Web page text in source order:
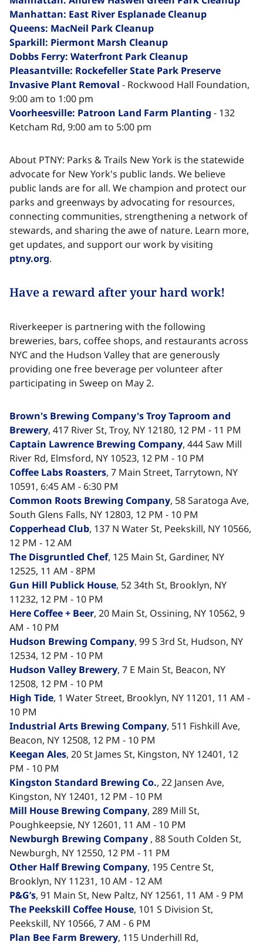
Manhattan: East River Esplanade Cleanup
Queens: MacNeil Park Cleanup
Sparkill: Piermont Marsh Cleanup
Dobbs Ferry: Waterfront Park Cleanup​​​​‌ ‍ ​‍​‍‌‍ ‌ ​‍‌‍‍‌‌‍‌ ‌‍‍‌‌‍ ‍​‍​‍​ ‍‍​‍​‍‌ ​ ‌‍​‌‌‍ ‍‌‍‍‌‌ ‌​‌ ‍‌​‍ ‍‌‍‍‌‌‍ ​‍​‍​‍ ​​‍​‍‌‍‍​‌ ​‍‌‍‌‌‌‍‌‍​‍​‍​ ‍‍​‍​‍‌‍‍​‌ ‌​‌ ‌​‌ ​​‌ ​ ​ ‍‍​‍ ​‍ ‌‍​ ‌‍ ‌‌ ​ ​‍ ‍‌‍ ‌‌‍​‌‌‍‍‌‌‍ ‍​‍ ‍​ ​‍​ ​​​ ​‍​ ‌​‌ ​‍‌‍‌‌‌‍‌​‌‍‌‌‌ ​ ‌‍‍‌‌‍‌ ‌‍ ‍​‍ ‍‌ ​‍‌‍‍‌‌ ‌‍‌‍‌‌‌ ​‍‌‍‍ ‌‍‌‌‌‍‌‌‌ ​​‌‍‌‌‌ ​‍​‍ ‍‌‍ ‌ ​‍‌‍‌ ​‍ ‌‍‍‌‌‍ ‍‌ ‌​‌‍‌‌‌‍ ‍‌ ‌​​‍ ‌‍‌‌‌‍‌​‌‍‍‌‌ ‌​​‍ ‌‍ ‌‌‍ ‌‍‌​‌‍‌‌​ ‌‌ ​​‌ ​‍‌‍‌‌‌ ​ ‌‍‌‌‌‍ ‍‌ ‌​‌‍​‌‌ ‌​‌‍‍‌‌‍ ‌‍ ‍​ ‍ ‌‍‍‌‌‍‌​​ ‌‌‍‌‍​ ‌ ​ ​‍​ ‌‍​ ​​​ ‍‌‌‍‌​​ ​‌​‍ ‌​ ‌​​ ‌‌​ ‌​​ ‍‌​‍ ‌​ ‌​​ ‍​​ ‌ ​ ​​​‍ ‌‌‍​‌​ ‌​‌‍‌‍​ ‍‌​‍ ‌​ ​ ​ ‌‌​ ​ ‌‍‌​​ ‌‌‌‍‌‌‌‍​‍​ ​‌​ ‌‌‌‍​ ‌‍‌​​ ‌‍​ ‍ ‌ ‌​‌ ‍‌‌ ​​‌‍‌‌​ ‌‌‍‌‌‌ ‌‍‌‍‌‌‌‍ ‍‌ ‌​​ ‍ ‌ ​​‌‍​‌‌ ‌​‌‍‍​​ ‌‌‍​ ‌‍ ‌‍ ‍‌ ‌​‌‍‌‌‌‍ ‍‌ ‌​​‍‌‌​ ‌‌‌​​‍‌‌ ‌‍‍ ‌‍‌‌‌ ‍‌​‍‌‌​ ​ ‌​‌​​‍‌‌​ ​ ‌​‌​​‍‌‌​ ​‍​ ​‍​ ‌‍‌‍‌‍​ ​‍‌‍​‍​ ‍​‌‍​‌​ ​​​ ‍‌​ ​​‌‍​‌​ ​ ‌‍​ ​‍‌‌​ ​‍​ ​‍​‍‌‌​ ‌‌‌​‌​​‍ ‍‌‍​ ‌‍‍​‌‍‍‌‌‍ ​‌‍‌​‌ ​‍‌‍‌‌‌‍ ‍​‍‌‌​ ‌‌‌​​‍‌‌ ‌‍‍ ‌‍‌‌‌ ‍‌​‍‌‌​ ​ ‌​‌​​‍‌‌​ ​ ‌​‌​​‍‌‌​ ​‍​ ​‍​ ‌‌‌‍‌‍​ ‍​​ ‍​‌‍‌‍‌‍​‍​ ‌​​ ​‌​ ‍‌​ ‌‍‌‍​‍​ ‍​​‍‌‌​ ​‍​ ​‍​‍‌‌​ ‌‌‌​‌​​‍ ‍‌ ‌​‌‍‌‌‌ ‍​‌ ‌​​ ‌‍​‍‌‍​‌‌ ​ ‌‍‌‌‌‌‌‌‌ ​‍‌‍ ​​ ‌‌‍‍​‌ ‌​‌ ‌​‌ ​​‌ ​ ​‍‌‌​ ​ ‌​​‌​‍‌‌​ ​‍‌​‌‍​‍‌‌​ ​‍‌​‌‍‌‍​ ‌‍ ‌‌ ​ ​‍ ‍‌‍ ‌‌‍​‌‌‍‍‌‌‍ ‍​‍ ‍​ ​‍​ ​​​ ​‍​ ‌​‌ ​‍‌‍‌‌‌‍‌​‌‍‌‌‌ ​ ‌‍‍‌‌‍‌ ‌‍ ‍​‍ ‍‌ ​‍‌‍‍‌‌ ‌‍‌‍‌‌‌ ​‍‌‍‍ ‌‍‌‌‌‍‌‌‌ ​​‌‍‌‌‌ ​‍​‍ ‍‌‍ ‌ ​‍‌‍‌ ​‍‌‍‌‍‍‌‌‍‌​​ ‌‌‍‌‍​ ‌ ​ ​‍​ ‌‍​ ​​​ ‍‌‌‍‌​​ ​‌​‍ ‌​ ‌​​ ‌‌​ ‌​​ ‍‌​‍ ‌​ ‌​​ ‍​​ ‌ ​ ​​​‍ ‌‌‍​‌​ ‌​‌‍‌‍​ ‍‌​‍ ‌​ ​ ​ ‌‌​ ​ ‌‍‌​​ ‌‌‌‍‌‌‌‍​‍​ ​‌​ ‌‌‌‍​ ‌‍‌​​ ‌‍​‍‌‍‌ ‌​‌ ‍‌‌ ​​‌‍‌‌​ ‌‌‍‌‌‌ ‌‍‌‍‌‌‌‍ ‍‌ ‌​​‍‌‍‌ ​​‌‍​‌‌ ‌​‌‍‍​​ ‌‌‍​ ‌‍ ‌‍ ‍‌ ‌​‌‍‌‌‌‍ ‍‌ ‌​​‍‌‌​ ‌‌‌​​‍‌‌ ‌‍‍ ‌‍‌‌‌ ‍‌​‍‌‌​ ​ ‌​‌​​‍‌‌​ ​ ‌​‌​​‍‌‌​ ​‍​ ​‍​ ‌‍‌‍‌‍​ ​‍‌‍​‍​ ‍​‌‍​‌​ ​​​ ‍‌​ ​​‌‍​‌​ ​ ‌‍​ ​‍‌‌​ ​‍​ ​‍​‍‌‌​ ‌‌‌​‌​​‍ ‍‌‍​ ‌‍‍​‌‍‍‌‌‍ ​‌‍‌​‌ ​‍‌‍‌‌‌‍ ‍​‍‌‌​ ‌‌‌​​‍‌‌ ‌‍‍ ‌‍‌‌‌ ‍‌​‍‌‌​ ​ ‌​‌​​‍‌‌​ ​ ‌​‌​​‍‌‌​ ​‍​ ​‍​ ‌‌‌‍‌‍​ ‍​​ ‍​‌‍‌‍‌‍​‍​ ‌​​ ​‌​ ‍‌​ ‌‍‌‍​‍​ ‍​​‍‌‌​ ​‍​ ​‍​‍‌‌​ ‌‌‌​‌​​‍ ‍‌ ‌​‌‍‌‌‌ ‍​‌ ‌​​‍‌‍‌ ​​‌‍‌‌‌ ​‍‌ ​ ‌ ​​‌‍‌‌‌‍​ ‌ ‌​‌‍‍‌‌ ‌‍‌‍‌‌​ ‌‌ ​​‌ ‌‌‌‍​‍‌‍ ​‌‍‍‌‌ ​ ‌‍‍​‌‍‌‌‌‍‌​​‍​‍‌ ‌
Pleasantville: Rockefeller State Park Preserve
Invasive Plant Removal - Rockwood Hall Foundation,
9:00 am to 1:00 pm
Voorheesville: Patroon Land Farm Planting - 132
Ketcham Rd, 9:00 am to 5:00 pm​​​​‌ ‍ ​‍​‍‌‍ ‌ ​‍‌‍‍‌‌‍‌ ‌‍‍‌‌‍ ‍​‍​‍​ ‍‍​‍​‍‌ ​ ‌‍​‌‌‍ ‍‌‍‍‌‌ ‌​‌ ‍‌​‍ ‍‌‍‍‌‌‍ ​‍​‍​‍ ​​‍​‍‌‍‍​‌ ​‍‌‍‌‌‌‍‌‍​‍​‍​ ‍‍​‍​‍‌‍‍​‌ ‌​‌ ‌​‌ ​​‌ ​ ​ ‍‍​‍ ​‍ ‌‍​ ‌‍ ‌‌ ​ ​‍ ‍‌‍ ‌‌‍​‌‌‍‍‌‌‍ ‍​‍ ‍​ ​‍​ ​​​ ​‍​ ‌​‌ ​‍‌‍‌‌‌‍‌​‌‍‌‌‌ ​ ‌‍‍‌‌‍‌ ‌‍ ‍​‍ ‍‌ ​‍‌‍‍‌‌ ‌‍‌‍‌‌‌ ​‍‌‍‍ ‌‍‌‌‌‍‌‌‌ ​​‌‍‌‌‌ ​‍​‍ ‍‌‍ ‌ ​‍‌‍‌ ​‍ ‌‍‍‌‌‍ ‍‌ ‌​‌‍‌‌‌‍ ‍‌ ‌​​‍ ‌‍‌‌‌‍‌​‌‍‍‌‌ ‌​​‍ ‌‍ ‌‌‍ ‌‍‌​‌‍‌‌​ ‌‌ ​​‌ ​‍‌‍‌‌‌ ​ ‌‍‌‌‌‍ ‍‌ ‌​‌‍​‌‌ ‌​‌‍‍‌‌‍ ‌‍ ‍​ ‍ ‌‍‍‌‌‍‌​​ ‌‌‍‌‍​ ‌ ​ ​‍​ ‌‍​ ​​​ ‍‌‌‍‌​​ ​‌​‍ ‌​ ‌​​ ‌‌​ ‌​​ ‍‌​‍ ‌​ ‌​​ ‍​​ ‌ ​ ​​​‍ ‌‌‍​‌​ ‌​‌‍‌‍​ ‍‌​‍ ‌​ ​ ​ ‌‌​ ​ ‌‍‌​​ ‌‌‌‍‌‌‌‍​‍​ ​‌​ ‌‌‌‍​ ‌‍‌​​ ‌‍​ ‍ ‌ ‌​‌ ‍‌‌ ​​‌‍‌‌​ ‌‌‍‌‌‌ ‌‍‌‍‌‌‌‍ ‍‌ ‌​​ ‍ ‌ ​​‌‍​‌‌ ‌​‌‍‍​​ ‌‌‍​ ‌‍ ‌‍ ‍‌ ‌​‌‍‌‌‌‍ ‍‌ ‌​​‍‌‌​ ‌‌‌​​‍‌‌ ‌‍‍ ‌‍‌‌‌ ‍‌​‍‌‌​ ​ ‌​‌​​‍‌‌​ ​ ‌​‌​​‍‌‌​ ​‍​ ​‍​ ‌‍‌‍‌‍​ ​‍‌‍​‍​ ‍​‌‍​‌​ ​​​ ‍‌​ ​​‌‍​‌​ ​ ‌‍​ ​‍‌‌​ ​‍​ ​‍​‍‌‌​ ‌‌‌​‌​​‍ ‍‌‍​ ‌‍‍​‌‍‍‌‌‍ ​‌‍‌​‌ ​‍‌‍‌‌‌‍ ‍​‍‌‌​ ‌‌‌​​‍‌‌ ‌‍‍ ‌‍‌‌‌ ‍‌​‍‌‌​ ​ ‌​‌​​‍‌‌​ ​ ‌​‌​​‍‌‌​ ​‍​ ​‍‌‍​‌‌‍​ ‌‍‌‍​ ​‍​ ‌‍​ ‍‌‌‍‌‌‌‍‌‌​ ​‍​ ‌ ‌‍‌‍​ ‌​​‍‌‌​ ​‍​ ​‍​‍‌‌​ ‌‌‌​‌​​‍ ‍‌ ‌​‌‍‌‌‌ ‍​‌ ‌​​ ‌‍​‍‌‍​‌‌ ​ ‌‍‌‌‌‌‌‌‌ ​‍‌‍ ​​ ‌‌‍‍​‌ ‌​‌ ‌​‌ ​​‌ ​ ​‍‌‌​ ​ ‌​​‌​‍‌‌​ ​‍‌​‌‍​‍‌‌​ ​‍‌​‌‍‌‍​ ‌‍ ‌‌ ​ ​‍ ‍‌‍ ‌‌‍​‌‌‍‍‌‌‍ ‍​‍ ‍​ ​‍​ ​​​ ​‍​ ‌​‌ ​‍‌‍‌‌‌‍‌​‌‍‌‌‌ ​ ‌‍‍‌‌‍‌ ‌‍ ‍​‍ ‍‌ ​‍‌‍‍‌‌ ‌‍‌‍‌‌‌ ​‍‌‍‍ ‌‍‌‌‌‍‌‌‌ ​​‌‍‌‌‌ ​‍​‍ ‍‌‍ ‌ ​‍‌‍‌ ​‍‌‍‌‍‍‌‌‍‌​​ ‌‌‍‌‍​ ‌ ​ ​‍​ ‌‍​ ​​​ ‍‌‌‍‌​​ ​‌​‍ ‌​ ‌​​ ‌‌​ ‌​​ ‍‌​‍ ‌​ ‌​​ ‍​​ ‌ ​ ​​​‍ ‌‌‍​‌​ ‌​‌‍‌‍​ ‍‌​‍ ‌​ ​ ​ ‌‌​ ​ ‌‍‌​​ ‌‌‌‍‌‌‌‍​‍​ ​‌​ ‌‌‌‍​ ‌‍‌​​ ‌‍​‍‌‍‌ ‌​‌ ‍‌‌ ​​‌‍‌‌​ ‌‌‍‌‌‌ ‌‍‌‍‌‌‌‍ ‍‌ ‌​​‍‌‍‌ ​​‌‍​‌‌ ‌​‌‍‍​​ ‌‌‍​ ‌‍ ‌‍ ‍‌ ‌​‌‍‌‌‌‍ ‍‌ ‌​​‍‌‌​ ‌‌‌​​‍‌‌ ‌‍‍ ‌‍‌‌‌ ‍‌​‍‌‌​ ​ ‌​‌​​‍‌‌​ ​ ‌​‌​​‍‌‌​ ​‍​ ​‍​ ‌‍‌‍‌‍​ ​‍‌‍​‍​ ‍​‌‍​‌​ ​​​ ‍‌​ ​​‌‍​‌​ ​ ‌‍​ ​‍‌‌​ ​‍​ ​‍​‍‌‌​ ‌‌‌​‌​​‍ ‍‌‍​ ‌‍‍​‌‍‍‌‌‍ ​‌‍‌​‌ ​‍‌‍‌‌‌‍ ‍​‍‌‌​ ‌‌‌​​‍‌‌ ‌‍‍ ‌‍‌‌‌ ‍‌​‍‌‌​ ​ ‌​‌​​‍‌‌​ ​ ‌​‌​​‍‌‌​ ​‍​ ​‍‌‍​‌‌‍​ ‌‍‌‍​ ​‍​ ‌‍​ ‍‌‌‍‌‌‌‍‌‌​ ​‍​ ‌ ‌‍‌‍​ ‌​​‍‌‌​ ​‍​ ​‍​‍‌‌​ ‌‌‌​‌​​‍ ‍‌ ‌​‌‍‌‌‌ ‍​‌ ‌​​‍‌‍‌ ​​‌‍‌‌‌ ​‍‌ ​ ‌ ​​‌‍‌‌‌‍​ ‌ ‌​‌‍‍‌‌ ‌‍‌‍‌‌​ ‌‌ ​​‌ ‌‌‌‍​‍‌‍ ​‌‍‍‌‌ ​ ‌‍‍​‌‍‌‌‌‍‌​​‍​‍‌ ‌
About PTNY: Parks & Trails New York is the statewide
advocate for New York's public lands. We believe
public lands are for all. We champion and protect our
parks and greenways by advocating for resources,
connecting communities, strengthening a network of
stewards, and sharing the awe of nature. Learn more,
get updates, and support our work by visiting
ptny.org​​​​‌ ‍ ​‍​‍‌‍ ‌ ​‍‌‍‍‌‌‍‌ ‌‍‍‌‌‍ ‍​‍​‍​ ‍‍​‍​‍‌ ​ ‌‍​‌‌‍ ‍‌‍‍‌‌ ‌​‌ ‍‌​‍ ‍‌‍‍‌‌‍ ​‍​‍​‍ ​​‍​‍‌‍‍​‌ ​‍‌‍‌‌‌‍‌‍​‍​‍​ ‍‍​‍​‍‌‍‍​‌ ‌​‌ ‌​‌ ​​‌ ​ ​ ‍‍​‍ ​‍ ‌‍​ ‌‍ ‌‌ ​ ​‍ ‍‌‍ ‌‌‍​‌‌‍‍‌‌‍ ‍​‍ ‍​ ​‍​ ​​​ ​‍​ ‌​‌ ​‍‌‍‌‌‌‍‌​‌‍‌‌‌ ​ ‌‍‍‌‌‍‌ ‌‍ ‍​‍ ‍‌ ​‍‌‍‍‌‌ ‌‍‌‍‌‌‌ ​‍‌‍‍ ‌‍‌‌‌‍‌‌‌ ​​‌‍‌‌‌ ​‍​‍ ‍‌‍ ‌ ​‍‌‍‌ ​‍ ‌‍‍‌‌‍ ‍‌ ‌​‌‍‌‌‌‍ ‍‌ ‌​​‍ ‌‍‌‌‌‍‌​‌‍‍‌‌ ‌​​‍ ‌‍ ‌‌‍ ‌‍‌​‌‍‌‌​ ‌‌ ​​‌ ​‍‌‍‌‌‌ ​ ‌‍‌‌‌‍ ‍‌ ‌​‌‍​‌‌ ‌​‌‍‍‌‌‍ ‌‍ ‍​ ‍ ‌‍‍‌‌‍‌​​ ‌‌‍‌‍​ ‌ ​ ​‍​ ‌‍​ ​​​ ‍‌‌‍‌​​ ​‌​‍ ‌​ ‌​​ ‌‌​ ‌​​ ‍‌​‍ ‌​ ‌​​ ‍​​ ‌ ​ ​​​‍ ‌‌‍​‌​ ‌​‌‍‌‍​ ‍‌​‍ ‌​ ​ ​ ‌‌​ ​ ‌‍‌​​ ‌‌‌‍‌‌‌‍​‍​ ​‌​ ‌‌‌‍​ ‌‍‌​​ ‌‍​ ‍ ‌ ‌​‌ ‍‌‌ ​​‌‍‌‌​ ‌‌‍‌‌‌ ‌‍‌‍‌‌‌‍ ‍‌ ‌​​ ‍ ‌ ​​‌‍​‌‌ ‌​‌‍‍​​ ‌‌‍​ ‌‍ ‌‍ ‍‌ ‌​‌‍‌‌‌‍ ‍‌ ‌​​‍‌‌​ ‌‌‌​​‍‌‌ ‌‍‍ ‌‍‌‌‌ ‍‌​‍‌‌​ ​ ‌​‌​​‍‌‌​ ​ ‌​‌​​‍‌‌​ ​‍​ ​‍​ ‌​​ ‍​‌‍​ ‌‍​‌​ ‍‌‌‍​‍‌‍‌‍​ ‌ ​ ‌ ‌‍​ ​ ​‍‌‍​ ​‍‌‌​ ​‍​ ​‍​‍‌‌​ ‌‌‌​‌​​‍ ‍‌‍​ ‌‍‍​‌‍‍‌‌‍ ​‌‍‌​‌ ​‍‌‍‌‌‌‍ ‍​‍‌‌​ ‌‌‌​​‍‌‌ ‌‍‍ ‌‍‌‌‌ ‍‌​‍‌‌​ ​ ‌​‌​​‍‌‌​ ​ ‌​‌​​‍‌‌​ ​‍​ ​‍​ ‌​​ ​‌‌‍‌‍​ ‍‌​ ​ ‌‍​‌​ ‌ ‌‍‌​‌‍​ ​ ‌‌‌‍‌​​ ‍​​‍‌‌​ ​‍​ ​‍​‍‌‌​ ‌‌‌​‌​​‍ ‍‌ ‌​‌‍‌‌‌ ‍​‌ ‌​​ ‌‍​‍‌‍​‌‌ ​ ‌‍‌‌‌‌‌‌‌ ​‍‌‍ ​​ ‌‌‍‍​‌ ‌​‌ ‌​‌ ​​‌ ​ ​‍‌‌​ ​ ‌​​‌​‍‌‌​ ​‍‌​‌‍​‍‌‌​ ​‍‌​‌‍‌‍​ ‌‍ ‌‌ ​ ​‍ ‍‌‍ ‌‌‍​‌‌‍‍‌‌‍ ‍​‍ ‍​ ​‍​ ​​​ ​‍​ ‌​‌ ​‍‌‍‌‌‌‍‌​‌‍‌‌‌ ​ ‌‍‍‌‌‍‌ ‌‍ ‍​‍ ‍‌ ​‍‌‍‍‌‌ ‌‍‌‍‌‌‌ ​‍‌‍‍ ‌‍‌‌‌‍‌‌‌ ​​‌‍‌‌‌ ​‍​‍ ‍‌‍ ‌ ​‍‌‍‌ ​‍‌‍‌‍‍‌‌‍‌​​ ‌‌‍‌‍​ ‌ ​ ​‍​ ‌‍​ ​​​ ‍‌‌‍‌​​ ​‌​‍ ‌​ ‌​​ ‌‌​ ‌​​ ‍‌​‍ ‌​ ‌​​ ‍​​ ‌ ​ ​​​‍ ‌‌‍​‌​ ‌​‌‍‌‍​ ‍‌​‍ ‌​ ​ ​ ‌‌​ ​ ‌‍‌​​ ‌‌‌‍‌‌‌‍​‍​ ​‌​ ‌‌‌‍​ ‌‍‌​​ ‌‍​‍‌‍‌ ‌​‌ ‍‌‌ ​​‌‍‌‌​ ‌‌‍‌‌‌ ‌‍‌‍‌‌‌‍ ‍‌ ‌​​‍‌‍‌ ​​‌‍​‌‌ ‌​‌‍‍​​ ‌‌‍​ ‌‍ ‌‍ ‍‌ ‌​‌‍‌‌‌‍ ‍‌ ‌​​‍‌‌​ ‌‌‌​​‍‌‌ ‌‍‍ ‌‍‌‌‌ ‍‌​‍‌‌​ ​ ‌​‌​​‍‌‌​ ​ ‌​‌​​‍‌‌​ ​‍​ ​‍​ ‌​​ ‍​‌‍​ ‌‍​‌​ ‍‌‌‍​‍‌‍‌‍​ ‌ ​ ‌ ‌‍​ ​ ​‍‌‍​ ​‍‌‌​ ​‍​ ​‍​‍‌‌​ ‌‌‌​‌​​‍ ‍‌‍​ ‌‍‍​‌‍‍‌‌‍ ​‌‍‌​‌ ​‍‌‍‌‌‌‍ ‍​‍‌‌​ ‌‌‌​​‍‌‌ ‌‍‍ ‌‍‌‌‌ ‍‌​‍‌‌​ ​ ‌​‌​​‍‌‌​ ​ ‌​‌​​‍‌‌​ ​‍​ ​‍​ ‌​​ ​‌‌‍‌‍​ ‍‌​ ​ ‌‍​‌​ ‌ ‌‍‌​‌‍​ ​ ‌‌‌‍‌​​ ‍​​‍‌‌​ ​‍​ ​‍​‍‌‌​ ‌‌‌​‌​​‍ ‍‌ ‌​‌‍‌‌‌ ‍​‌ ‌​​‍‌‍‌ ​​‌‍‌‌‌ ​‍‌ ​ ‌ ​​‌‍‌‌‌‍​ ‌ ‌​‌‍‍‌‌ ‌‍‌‍‌‌​ ‌‌ ​​‌ ‌‌‌‍​‍‌‍ ​‌‍‍‌‌ ​ ‌‍‍​‌‍‌‌‌‍‌​​‍​‍‌ ‌.​​​​‌ ‍ ​‍​‍‌‍ ‌ ​‍‌‍‍‌‌‍‌ ‌‍‍‌‌‍ ‍​‍​‍​ ‍‍​‍​‍‌ ​ ‌‍​‌‌‍ ‍‌‍‍‌‌ ‌​‌ ‍‌​‍ ‍‌‍‍‌‌‍ ​‍​‍​‍ ​​‍​‍‌‍‍​‌ ​‍‌‍‌‌‌‍‌‍​‍​‍​ ‍‍​‍​‍‌‍‍​‌ ‌​‌ ‌​‌ ​​‌ ​ ​ ‍‍​‍ ​‍ ‌‍​ ‌‍ ‌‌ ​ ​‍ ‍‌‍ ‌‌‍​‌‌‍‍‌‌‍ ‍​‍ ‍​ ​‍​ ​​​ ​‍​ ‌​‌ ​‍‌‍‌‌‌‍‌​‌‍‌‌‌ ​ ‌‍‍‌‌‍‌ ‌‍ ‍​‍ ‍‌ ​‍‌‍‍‌‌ ‌‍‌‍‌‌‌ ​‍‌‍‍ ‌‍‌‌‌‍‌‌‌ ​​‌‍‌‌‌ ​‍​‍ ‍‌‍ ‌ ​‍‌‍‌ ​‍ ‌‍‍‌‌‍ ‍‌ ‌​‌‍‌‌‌‍ ‍‌ ‌​​‍ ‌‍‌‌‌‍‌​‌‍‍‌‌ ‌​​‍ ‌‍ ‌‌‍ ‌‍‌​‌‍‌‌​ ‌‌ ​​‌ ​‍‌‍‌‌‌ ​ ‌‍‌‌‌‍ ‍‌ ‌​‌‍​‌‌ ‌​‌‍‍‌‌‍ ‌‍ ‍​ ‍ ‌‍‍‌‌‍‌​​ ‌‌‍‌‍​ ‌ ​ ​‍​ ‌‍​ ​​​ ‍‌‌‍‌​​ ​‌​‍ ‌​ ‌​​ ‌‌​ ‌​​ ‍‌​‍ ‌​ ‌​​ ‍​​ ‌ ​ ​​​‍ ‌‌‍​‌​ ‌​‌‍‌‍​ ‍‌​‍ ‌​ ​ ​ ‌‌​ ​ ‌‍‌​​ ‌‌‌‍‌‌‌‍​‍​ ​‌​ ‌‌‌‍​ ‌‍‌​​ ‌‍​ ‍ ‌ ‌​‌ ‍‌‌ ​​‌‍‌‌​ ‌‌‍‌‌‌ ‌‍‌‍‌‌‌‍ ‍‌ ‌​​ ‍ ‌ ​​‌‍​‌‌ ‌​‌‍‍​​ ‌‌‍​ ‌‍ ‌‍ ‍‌ ‌​‌‍‌‌‌‍ ‍‌ ‌​​‍‌‌​ ‌‌‌​​‍‌‌ ‌‍‍ ‌‍‌‌‌ ‍‌​‍‌‌​ ​ ‌​‌​​‍‌‌​ ​ ‌​‌​​‍‌‌​ ​‍​ ​‍​ ‌​​ ‍​‌‍​ ‌‍​‌​ ‍‌‌‍​‍‌‍‌‍​ ‌ ​ ‌ ‌‍​ ​ ​‍‌‍​ ​‍‌‌​ ​‍​ ​‍​‍‌‌​ ‌‌‌​‌​​‍ ‍‌‍​ ‌‍‍​‌‍‍‌‌‍ ​‌‍‌​‌ ​‍‌‍‌‌‌‍ ‍​‍‌‌​ ‌‌‌​​‍‌‌ ‌‍‍ ‌‍‌‌‌ ‍‌​‍‌‌​ ​ ‌​‌​​‍‌‌​ ​ ‌​‌​​‍‌‌​ ​‍​ ​‍​ ‌‌​ ​‌‌‍​‍‌‍‌‍​ ​‌​ ‌‌‌‍‌​‌‍‌​​ ‌‌​ ‍‌​ ​‌​ ​ ​‍‌‌​ ​‍​ ​‍​‍‌‌​ ‌‌‌​‌​​‍ ‍‌ ‌​‌‍‌‌‌ ‍​‌ ‌​​ ‌‍​‍‌‍​‌‌ ​ ‌‍‌‌‌‌‌‌‌ ​‍‌‍ ​​ ‌‌‍‍​‌ ‌​‌ ‌​‌ ​​‌ ​ ​‍‌‌​ ​ ‌​​‌​‍‌‌​ ​‍‌​‌‍​‍‌‌​ ​‍‌​‌‍‌‍​ ‌‍ ‌‌ ​ ​‍ ‍‌‍ ‌‌‍​‌‌‍‍‌‌‍ ‍​‍ ‍​ ​‍​ ​​​ ​‍​ ‌​‌ ​‍‌‍‌‌‌‍‌​‌‍‌‌‌ ​ ‌‍‍‌‌‍‌ ‌‍ ‍​‍ ‍‌ ​‍‌‍‍‌‌ ‌‍‌‍‌‌‌ ​‍‌‍‍ ‌‍‌‌‌‍‌‌‌ ​​‌‍‌‌‌ ​‍​‍ ‍‌‍ ‌ ​‍‌‍‌ ​‍‌‍‌‍‍‌‌‍‌​​ ‌‌‍‌‍​ ‌ ​ ​‍​ ‌‍​ ​​​ ‍‌‌‍‌​​ ​‌​‍ ‌​ ‌​​ ‌‌​ ‌​​ ‍‌​‍ ‌​ ‌​​ ‍​​ ‌ ​ ​​​‍ ‌‌‍​‌​ ‌​‌‍‌‍​ ‍‌​‍ ‌​ ​ ​ ‌‌​ ​ ‌‍‌​​ ‌‌‌‍‌‌‌‍​‍​ ​‌​ ‌‌‌‍​ ‌‍‌​​ ‌‍​‍‌‍‌ ‌​‌ ‍‌‌ ​​‌‍‌‌​ ‌‌‍‌‌‌ ‌‍‌‍‌‌‌‍ ‍‌ ‌​​‍‌‍‌ ​​‌‍​‌‌ ‌​‌‍‍​​ ‌‌‍​ ‌‍ ‌‍ ‍‌ ‌​‌‍‌‌‌‍ ‍‌ ‌​​‍‌‌​ ‌‌‌​​‍‌‌ ‌‍‍ ‌‍‌‌‌ ‍‌​‍‌‌​ ​ ‌​‌​​‍‌‌​ ​ ‌​‌​​‍‌‌​ ​‍​ ​‍​ ‌​​ ‍​‌‍​ ‌‍​‌​ ‍‌‌‍​‍‌‍‌‍​ ‌ ​ ‌ ‌‍​ ​ ​‍‌‍​ ​‍‌‌​ ​‍​ ​‍​‍‌‌​ ‌‌‌​‌​​‍ ‍‌‍​ ‌‍‍​‌‍‍‌‌‍ ​‌‍‌​‌ ​‍‌‍‌‌‌‍ ‍​‍‌‌​ ‌‌‌​​‍‌‌ ‌‍‍ ‌‍‌‌‌ ‍‌​‍‌‌​ ​ ‌​‌​​‍‌‌​ ​ ‌​‌​​‍‌‌​ ​‍​ ​‍​ ‌‌​ ​‌‌‍​‍‌‍‌‍​ ​‌​ ‌‌‌‍‌​‌‍‌​​ ‌‌​ ‍‌​ ​‌​ ​ ​‍‌‌​ ​‍​ ​‍​‍‌‌​ ‌‌‌​‌​​‍ ‍‌ ‌​‌‍‌‌‌ ‍​‌ ‌​​‍‌‍‌ ​​‌‍‌‌‌ ​‍‌ ​ ‌ ​​‌‍‌‌‌‍​ ‌ ‌​‌‍‍‌‌ ‌‍‌‍‌‌​ ‌‌ ​​‌ ‌‌‌‍​‍‌‍ ​‌‍‍‌‌ ​ ‌‍‍​‌‍‌‌‌‍‌​​‍​‍‌ ‌
Have a reward after your hard work!​​​​‌ ‍ ​‍​‍‌‍ ‌ ​‍‌‍‍‌‌‍‌ ‌‍‍‌‌‍ ‍​‍​‍​ ‍‍​‍​‍‌ ​ ‌‍​‌‌‍ ‍‌‍‍‌‌ ‌​‌ ‍‌​‍ ‍‌‍‍‌‌‍ ​‍​‍​‍ ​​‍​‍‌‍‍​‌ ​‍‌‍‌‌‌‍‌‍​‍​‍​ ‍‍​‍​‍‌‍‍​‌ ‌​‌ ‌​‌ ​​‌ ​ ​ ‍‍​‍ ​‍ ‌‍​ ‌‍ ‌‌ ​ ​‍ ‍‌‍ ‌‌‍​‌‌‍‍‌‌‍ ‍​‍ ‍​ ​‍​ ​​​ ​‍​ ‌​‌ ​‍‌‍‌‌‌‍‌​‌‍‌‌‌ ​ ‌‍‍‌‌‍‌ ‌‍ ‍​‍ ‍‌ ​‍‌‍‍‌‌ ‌‍‌‍‌‌‌ ​‍‌‍‍ ‌‍‌‌‌‍‌‌‌ ​​‌‍‌‌‌ ​‍​‍ ‍‌‍ ‌ ​‍‌‍‌ ​‍ ‌‍‍‌‌‍ ‍‌ ‌​‌‍‌‌‌‍ ‍‌ ‌​​‍ ‌‍‌‌‌‍‌​‌‍‍‌‌ ‌​​‍ ‌‍ ‌‌‍ ‌‍‌​‌‍‌‌​ ‌‌ ​​‌ ​‍‌‍‌‌‌ ​ ‌‍‌‌‌‍ ‍‌ ‌​‌‍​‌‌ ‌​‌‍‍‌‌‍ ‌‍ ‍​ ‍ ‌‍‍‌‌‍‌​​ ‌‌‍‌‍​ ‌ ​ ​‍​ ‌‍​ ​​​ ‍‌‌‍‌​​ ​‌​‍ ‌​ ‌​​ ‌‌​ ‌​​ ‍‌​‍ ‌​ ‌​​ ‍​​ ‌ ​ ​​​‍ ‌‌‍​‌​ ‌​‌‍‌‍​ ‍‌​‍ ‌​ ​ ​ ‌‌​ ​ ‌‍‌​​ ‌‌‌‍‌‌‌‍​‍​ ​‌​ ‌‌‌‍​ ‌‍‌​​ ‌‍​ ‍ ‌ ‌​‌ ‍‌‌ ​​‌‍‌‌​ ‌‌‍‌‌‌ ‌‍‌‍‌‌‌‍ ‍‌ ‌​​ ‍ ‌ ​​‌‍​‌‌ ‌​‌‍‍​​ ‌‌‍​ ‌‍ ‌‍ ‍‌ ‌​‌‍‌‌‌‍ ‍‌ ‌​​‍‌‌​ ‌‌‌​​‍‌‌ ‌‍‍ ‌‍‌‌‌ ‍‌​‍‌‌​ ​ ‌​‌​​‍‌‌​ ​ ‌​‌​​‍‌‌​ ​‍​ ​‍​ ‌ ​ ‍​‌‍​‌‌‍‌‌‌‍​‌​ ‍​​ ​‍‌‍​‌‌‍‌‍​ ​‍‌‍‌‌​ ‌‍​‍‌‌​ ​‍​ ​‍​‍‌‌​ ‌‌‌​‌​​‍ ‍‌‍​ ‌‍‍​‌‍‍‌‌‍ ​‌‍‌​‌ ​‍‌‍‌‌‌‍ ‍​‍‌‌​ ‌‌‌​​‍‌‌ ‌‍‍ ‌‍‌‌‌ ‍‌​‍‌‌​ ​ ‌​‌​​‍‌‌​ ​ ‌​‌​​‍‌‌​ ​‍​ ​‍​ ‍‌​ ​ ​ ​‍​ ‌‌‌‍‌‌​ ​‌‌‍​‍‌‍​ ‌‍‌‍‌‍‌‍‌‍​ ​ ​‌​‍‌‌​ ​‍​ ​‍​‍‌‌​ ‌‌‌​‌​​‍ ‍‌ ‌​‌‍‌‌‌ ‍​‌ ‌​​ ‌‍​‍‌‍​‌‌ ​ ‌‍‌‌‌‌‌‌‌ ​‍‌‍ ​​ ‌‌‍‍​‌ ‌​‌ ‌​‌ ​​‌ ​ ​‍‌‌​ ​ ‌​​‌​‍‌‌​ ​‍‌​‌‍​‍‌‌​ ​‍‌​‌‍‌‍​ ‌‍ ‌‌ ​ ​‍ ‍‌‍ ‌‌‍​‌‌‍‍‌‌‍ ‍​‍ ‍​ ​‍​ ​​​ ​‍​ ‌​‌ ​‍‌‍‌‌‌‍‌​‌‍‌‌‌ ​ ‌‍‍‌‌‍‌ ‌‍ ‍​‍ ‍‌ ​‍‌‍‍‌‌ ‌‍‌‍‌‌‌ ​‍‌‍‍ ‌‍‌‌‌‍‌‌‌ ​​‌‍‌‌‌ ​‍​‍ ‍‌‍ ‌ ​‍‌‍‌ ​‍‌‍‌‍‍‌‌‍‌​​ ‌‌‍‌‍​ ‌ ​ ​‍​ ‌‍​ ​​​ ‍‌‌‍‌​​ ​‌​‍ ‌​ ‌​​ ‌‌​ ‌​​ ‍‌​‍ ‌​ ‌​​ ‍​​ ‌ ​ ​​​‍ ‌‌‍​‌​ ‌​‌‍‌‍​ ‍‌​‍ ‌​ ​ ​ ‌‌​ ​ ‌‍‌​​ ‌‌‌‍‌‌‌‍​‍​ ​‌​ ‌‌‌‍​ ‌‍‌​​ ‌‍​‍‌‍‌ ‌​‌ ‍‌‌ ​​‌‍‌‌​ ‌‌‍‌‌‌ ‌‍‌‍‌‌‌‍ ‍‌ ‌​​‍‌‍‌ ​​‌‍​‌‌ ‌​‌‍‍​​ ‌‌‍​ ‌‍ ‌‍ ‍‌ ‌​‌‍‌‌‌‍ ‍‌ ‌​​‍‌‌​ ‌‌‌​​‍‌‌ ‌‍‍ ‌‍‌‌‌ ‍‌​‍‌‌​ ​ ‌​‌​​‍‌‌​ ​ ‌​‌​​‍‌‌​ ​‍​ ​‍​ ‌ ​ ‍​‌‍​‌‌‍‌‌‌‍​‌​ ‍​​ ​‍‌‍​‌‌‍‌‍​ ​‍‌‍‌‌​ ‌‍​‍‌‌​ ​‍​ ​‍​‍‌‌​ ‌‌‌​‌​​‍ ‍‌‍​ ‌‍‍​‌‍‍‌‌‍ ​‌‍‌​‌ ​‍‌‍‌‌‌‍ ‍​‍‌‌​ ‌‌‌​​‍‌‌ ‌‍‍ ‌‍‌‌‌ ‍‌​‍‌‌​ ​ ‌​‌​​‍‌‌​ ​ ‌​‌​​‍‌‌​ ​‍​ ​‍​ ‍‌​ ​ ​ ​‍​ ‌‌‌‍‌‌​ ​‌‌‍​‍‌‍​ ‌‍‌‍‌‍‌‍‌‍​ ​ ​‌​‍‌‌​ ​‍​ ​‍​‍‌‌​ ‌‌‌​‌​​‍ ‍‌ ‌​‌‍‌‌‌ ‍​‌ ‌​​‍‌‍‌ ​​‌‍‌‌‌ ​‍‌ ​ ‌ ​​‌‍‌‌‌‍​ ‌ ‌​‌‍‍‌‌ ‌‍‌‍‌‌​ ‌‌ ​​‌ ‌‌‌‍​‍‌‍ ​‌‍‍‌‌ ​ ‌‍‍​‌‍‌‌‌‍‌​​‍​‍‌ ‌
Riverkeeper is partnering with the following
breweries, bars, coffee shops, and restaurants across
NYC and the Hudson Valley that are generously
providing one free beverage per volunteer after
participating in Sweep on May 2.​​​​‌ ‍ ​‍​‍‌‍ ‌ ​‍‌‍‍‌‌‍‌ ‌‍‍‌‌‍ ‍​‍​‍​ ‍‍​‍​‍‌ ​ ‌‍​‌‌‍ ‍‌‍‍‌‌ ‌​‌ ‍‌​‍ ‍‌‍‍‌‌‍ ​‍​‍​‍ ​​‍​‍‌‍‍​‌ ​‍‌‍‌‌‌‍‌‍​‍​‍​ ‍‍​‍​‍‌‍‍​‌ ‌​‌ ‌​‌ ​​‌ ​ ​ ‍‍​‍ ​‍ ‌‍​ ‌‍ ‌‌ ​ ​‍ ‍‌‍ ‌‌‍​‌‌‍‍‌‌‍ ‍​‍ ‍​ ​‍​ ​​​ ​‍​ ‌​‌ ​‍‌‍‌‌‌‍‌​‌‍‌‌‌ ​ ‌‍‍‌‌‍‌ ‌‍ ‍​‍ ‍‌ ​‍‌‍‍‌‌ ‌‍‌‍‌‌‌ ​‍‌‍‍ ‌‍‌‌‌‍‌‌‌ ​​‌‍‌‌‌ ​‍​‍ ‍‌‍ ‌ ​‍‌‍‌ ​‍ ‌‍‍‌‌‍ ‍‌ ‌​‌‍‌‌‌‍ ‍‌ ‌​​‍ ‌‍‌‌‌‍‌​‌‍‍‌‌ ‌​​‍ ‌‍ ‌‌‍ ‌‍‌​‌‍‌‌​ ‌‌ ​​‌ ​‍‌‍‌‌‌ ​ ‌‍‌‌‌‍ ‍‌ ‌​‌‍​‌‌ ‌​‌‍‍‌‌‍ ‌‍ ‍​ ‍ ‌‍‍‌‌‍‌​​ ‌‌‍‌‍​ ‌ ​ ​‍​ ‌‍​ ​​​ ‍‌‌‍‌​​ ​‌​‍ ‌​ ‌​​ ‌‌​ ‌​​ ‍‌​‍ ‌​ ‌​​ ‍​​ ‌ ​ ​​​‍ ‌‌‍​‌​ ‌​‌‍‌‍​ ‍‌​‍ ‌​ ​ ​ ‌‌​ ​ ‌‍‌​​ ‌‌‌‍‌‌‌‍​‍​ ​‌​ ‌‌‌‍​ ‌‍‌​​ ‌‍​ ‍ ‌ ‌​‌ ‍‌‌ ​​‌‍‌‌​ ‌‌‍‌‌‌ ‌‍‌‍‌‌‌‍ ‍‌ ‌​​ ‍ ‌ ​​‌‍​‌‌ ‌​‌‍‍​​ ‌‌‍​ ‌‍ ‌‍ ‍‌ ‌​‌‍‌‌‌‍ ‍‌ ‌​​‍‌‌​ ‌‌‌​​‍‌‌ ‌‍‍ ‌‍‌‌‌ ‍‌​‍‌‌​ ​ ‌​‌​​‍‌‌​ ​ ‌​‌​​‍‌‌​ ​‍​ ​‍​ ‌‍‌‍‌‍​ ‍‌​ ‌ ‌‍‌‍​ ‌‌​ ‌​​ ‌‌‌‍​‍​ ​‌​ ​‌​ ‍​​‍‌‌​ ​‍​ ​‍​‍‌‌​ ‌‌‌​‌​​‍ ‍‌‍​ ‌‍‍​‌‍‍‌‌‍ ​‌‍‌​‌ ​‍‌‍‌‌‌‍ ‍​‍‌‌​ ‌‌‌​​‍‌‌ ‌‍‍ ‌‍‌‌‌ ‍‌​‍‌‌​ ​ ‌​‌​​‍‌‌​ ​ ‌​‌​​‍‌‌​ ​‍​ ​‍​ ‍​​ ‌‌​ ‌​​ ​‍‌‍​ ​ ‌‍‌‍​ ​ ‌‌‌‍‌‍‌‍​‌‌‍‌‍​ ‌​​‍‌‌​ ​‍​ ​‍​‍‌‌​ ‌‌‌​‌​​‍ ‍‌ ‌​‌‍‌‌‌ ‍​‌ ‌​​ ‌‍​‍‌‍​‌‌ ​ ‌‍‌‌‌‌‌‌‌ ​‍‌‍ ​​ ‌‌‍‍​‌ ‌​‌ ‌​‌ ​​‌ ​ ​‍‌‌​ ​ ‌​​‌​‍‌‌​ ​‍‌​‌‍​‍‌‌​ ​‍‌​‌‍‌‍​ ‌‍ ‌‌ ​ ​‍ ‍‌‍ ‌‌‍​‌‌‍‍‌‌‍ ‍​‍ ‍​ ​‍​ ​​​ ​‍​ ‌​‌ ​‍‌‍‌‌‌‍‌​‌‍‌‌‌ ​ ‌‍‍‌‌‍‌ ‌‍ ‍​‍ ‍‌ ​‍‌‍‍‌‌ ‌‍‌‍‌‌‌ ​‍‌‍‍ ‌‍‌‌‌‍‌‌‌ ​​‌‍‌‌‌ ​‍​‍ ‍‌‍ ‌ ​‍‌‍‌ ​‍‌‍‌‍‍‌‌‍‌​​ ‌‌‍‌‍​ ‌ ​ ​‍​ ‌‍​ ​​​ ‍‌‌‍‌​​ ​‌​‍ ‌​ ‌​​ ‌‌​ ‌​​ ‍‌​‍ ‌​ ‌​​ ‍​​ ‌ ​ ​​​‍ ‌‌‍​‌​ ‌​‌‍‌‍​ ‍‌​‍ ‌​ ​ ​ ‌‌​ ​ ‌‍‌​​ ‌‌‌‍‌‌‌‍​‍​ ​‌​ ‌‌‌‍​ ‌‍‌​​ ‌‍​‍‌‍‌ ‌​‌ ‍‌‌ ​​‌‍‌‌​ ‌‌‍‌‌‌ ‌‍‌‍‌‌‌‍ ‍‌ ‌​​‍‌‍‌ ​​‌‍​‌‌ ‌​‌‍‍​​ ‌‌‍​ ‌‍ ‌‍ ‍‌ ‌​‌‍‌‌‌‍ ‍‌ ‌​​‍‌‌​ ‌‌‌​​‍‌‌ ‌‍‍ ‌‍‌‌‌ ‍‌​‍‌‌​ ​ ‌​‌​​‍‌‌​ ​ ‌​‌​​‍‌‌​ ​‍​ ​‍​ ‌‍‌‍‌‍​ ‍‌​ ‌ ‌‍‌‍​ ‌‌​ ‌​​ ‌‌‌‍​‍​ ​‌​ ​‌​ ‍​​‍‌‌​ ​‍​ ​‍​‍‌‌​ ‌‌‌​‌​​‍ ‍‌‍​ ‌‍‍​‌‍‍‌‌‍ ​‌‍‌​‌ ​‍‌‍‌‌‌‍ ‍​‍‌‌​ ‌‌‌​​‍‌‌ ‌‍‍ ‌‍‌‌‌ ‍‌​‍‌‌​ ​ ‌​‌​​‍‌‌​ ​ ‌​‌​​‍‌‌​ ​‍​ ​‍​ ‍​​ ‌‌​ ‌​​ ​‍‌‍​ ​ ‌‍‌‍​ ​ ‌‌‌‍‌‍‌‍​‌‌‍‌‍​ ‌​​‍‌‌​ ​‍​ ​‍​‍‌‌​ ‌‌‌​‌​​‍ ‍‌ ‌​‌‍‌‌‌ ‍​‌ ‌​​‍‌‍‌ ​​‌‍‌‌‌ ​‍‌ ​ ‌ ​​‌‍‌‌‌‍​ ‌ ‌​‌‍‍‌‌ ‌‍‌‍‌‌​ ‌‌ ​​‌ ‌‌‌‍​‍‌‍ ​‌‍‍‌‌ ​ ‌‍‍​‌‍‌‌‌‍‌​​‍​‍‌ ‌
Brown's Brewing Company's Troy Taproom and
Brewery​​​​‌ ‍ ​‍​‍‌‍ ‌ ​‍‌‍‍‌‌‍‌ ‌‍‍‌‌‍ ‍​‍​‍​ ‍‍​‍​‍‌ ​ ‌‍​‌‌‍ ‍‌‍‍‌‌ ‌​‌ ‍‌​‍ ‍‌‍‍‌‌‍ ​‍​‍​‍ ​​‍​‍‌‍‍​‌ ​‍‌‍‌‌‌‍‌‍​‍​‍​ ‍‍​‍​‍‌‍‍​‌ ‌​‌ ‌​‌ ​​‌ ​ ​ ‍‍​‍ ​‍ ‌‍​ ‌‍ ‌‌ ​ ​‍ ‍‌‍ ‌‌‍​‌‌‍‍‌‌‍ ‍​‍ ‍​ ​‍​ ​​​ ​‍​ ‌​‌ ​‍‌‍‌‌‌‍‌​‌‍‌‌‌ ​ ‌‍‍‌‌‍‌ ‌‍ ‍​‍ ‍‌ ​‍‌‍‍‌‌ ‌‍‌‍‌‌‌ ​‍‌‍‍ ‌‍‌‌‌‍‌‌‌ ​​‌‍‌‌‌ ​‍​‍ ‍‌‍ ‌ ​‍‌‍‌ ​‍ ‌‍‍‌‌‍ ‍‌ ‌​‌‍‌‌‌‍ ‍‌ ‌​​‍ ‌‍‌‌‌‍‌​‌‍‍‌‌ ‌​​‍ ‌‍ ‌‌‍ ‌‍‌​‌‍‌‌​ ‌‌ ​​‌ ​‍‌‍‌‌‌ ​ ‌‍‌‌‌‍ ‍‌ ‌​‌‍​‌‌ ‌​‌‍‍‌‌‍ ‌‍ ‍​ ‍ ‌‍‍‌‌‍‌​​ ‌‌‍‌‍​ ‌ ​ ​‍​ ‌‍​ ​​​ ‍‌‌‍‌​​ ​‌​‍ ‌​ ‌​​ ‌‌​ ‌​​ ‍‌​‍ ‌​ ‌​​ ‍​​ ‌ ​ ​​​‍ ‌‌‍​‌​ ‌​‌‍‌‍​ ‍‌​‍ ‌​ ​ ​ ‌‌​ ​ ‌‍‌​​ ‌‌‌‍‌‌‌‍​‍​ ​‌​ ‌‌‌‍​ ‌‍‌​​ ‌‍​ ‍ ‌ ‌​‌ ‍‌‌ ​​‌‍‌‌​ ‌‌‍‌‌‌ ‌‍‌‍‌‌‌‍ ‍‌ ‌​​ ‍ ‌ ​​‌‍​‌‌ ‌​‌‍‍​​ ‌‌‍​ ‌‍ ‌‍ ‍‌ ‌​‌‍‌‌‌‍ ‍‌ ‌​​‍‌‌​ ‌‌‌​​‍‌‌ ‌‍‍ ‌‍‌‌‌ ‍‌​‍‌‌​ ​ ‌​‌​​‍‌‌​ ​ ‌​‌​​‍‌‌​ ​‍​ ​‍‌‍‌‍​ ‌‍‌‍‌‍​ ‌‌‌‍‌​‌‍​ ‌‍​‌​ ​‌‌‍​ ‌‍‌‌​ ​‍​ ​ ​‍‌‌​ ​‍​ ​‍​‍‌‌​ ‌‌‌​‌​​‍ ‍‌‍​ ‌‍‍​‌‍‍‌‌‍ ​‌‍‌​‌ ​‍‌‍‌‌‌‍ ‍​‍‌‌​ ‌‌‌​​‍‌‌ ‌‍‍ ‌‍‌‌‌ ‍‌​‍‌‌​ ​ ‌​‌​​‍‌‌​ ​ ‌​‌​​‍‌‌​ ​‍​ ​‍‌‍​ ​ ‌ ‌‍‌‌​ ​‌‌‍​‍‌‍‌‍​ ‌‍‌‍​ ‌‍‌​​ ‍‌​ ‌‌​ ‌ ​‍‌‌​ ​‍​ ​‍​‍‌‌​ ‌‌‌​‌​​‍ ‍‌ ‌​‌‍‌‌‌ ‍​‌ ‌​​ ‌‍​‍‌‍​‌‌ ​ ‌‍‌‌‌‌‌‌‌ ​‍‌‍ ​​ ‌‌‍‍​‌ ‌​‌ ‌​‌ ​​‌ ​ ​‍‌‌​ ​ ‌​​‌​‍‌‌​ ​‍‌​‌‍​‍‌‌​ ​‍‌​‌‍‌‍​ ‌‍ ‌‌ ​ ​‍ ‍‌‍ ‌‌‍​‌‌‍‍‌‌‍ ‍​‍ ‍​ ​‍​ ​​​ ​‍​ ‌​‌ ​‍‌‍‌‌‌‍‌​‌‍‌‌‌ ​ ‌‍‍‌‌‍‌ ‌‍ ‍​‍ ‍‌ ​‍‌‍‍‌‌ ‌‍‌‍‌‌‌ ​‍‌‍‍ ‌‍‌‌‌‍‌‌‌ ​​‌‍‌‌‌ ​‍​‍ ‍‌‍ ‌ ​‍‌‍‌ ​‍‌‍‌‍‍‌‌‍‌​​ ‌‌‍‌‍​ ‌ ​ ​‍​ ‌‍​ ​​​ ‍‌‌‍‌​​ ​‌​‍ ‌​ ‌​​ ‌‌​ ‌​​ ‍‌​‍ ‌​ ‌​​ ‍​​ ‌ ​ ​​​‍ ‌‌‍​‌​ ‌​‌‍‌‍​ ‍‌​‍ ‌​ ​ ​ ‌‌​ ​ ‌‍‌​​ ‌‌‌‍‌‌‌‍​‍​ ​‌​ ‌‌‌‍​ ‌‍‌​​ ‌‍​‍‌‍‌ ‌​‌ ‍‌‌ ​​‌‍‌‌​ ‌‌‍‌‌‌ ‌‍‌‍‌‌‌‍ ‍‌ ‌​​‍‌‍‌ ​​‌‍​‌‌ ‌​‌‍‍​​ ‌‌‍​ ‌‍ ‌‍ ‍‌ ‌​‌‍‌‌‌‍ ‍‌ ‌​​‍‌‌​ ‌‌‌​​‍‌‌ ‌‍‍ ‌‍‌‌‌ ‍‌​‍‌‌​ ​ ‌​‌​​‍‌‌​ ​ ‌​‌​​‍‌‌​ ​‍​ ​‍‌‍‌‍​ ‌‍‌‍‌‍​ ‌‌‌‍‌​‌‍​ ‌‍​‌​ ​‌‌‍​ ‌‍‌‌​ ​‍​ ​ ​‍‌‌​ ​‍​ ​‍​‍‌‌​ ‌‌‌​‌​​‍ ‍‌‍​ ‌‍‍​‌‍‍‌‌‍ ​‌‍‌​‌ ​‍‌‍‌‌‌‍ ‍​‍‌‌​ ‌‌‌​​‍‌‌ ‌‍‍ ‌‍‌‌‌ ‍‌​‍‌‌​ ​ ‌​‌​​‍‌‌​ ​ ‌​‌​​‍‌‌​ ​‍​ ​‍‌‍​ ​ ‌ ‌‍‌‌​ ​‌‌‍​‍‌‍‌‍​ ‌‍‌‍​ ‌‍‌​​ ‍‌​ ‌‌​ ‌ ​‍‌‌​ ​‍​ ​‍​‍‌‌​ ‌‌‌​‌​​‍ ‍‌ ‌​‌‍‌‌‌ ‍​‌ ‌​​‍‌‍‌ ​​‌‍‌‌‌ ​‍‌ ​ ‌ ​​‌‍‌‌‌‍​ ‌ ‌​‌‍‍‌‌ ‌‍‌‍‌‌​ ‌‌ ​​‌ ‌‌‌‍​‍‌‍ ​‌‍‍‌‌ ​ ‌‍‍​‌‍‌‌‌‍‌​​‍​‍‌ ‌, 417 River St, Troy, NY 12180, 12 PM - 11 PM
Captain Lawrence Brewing Company​​​​‌ ‍ ​‍​‍‌‍ ‌ ​‍‌‍‍‌‌‍‌ ‌‍‍‌‌‍ ‍​‍​‍​ ‍‍​‍​‍‌ ​ ‌‍​‌‌‍ ‍‌‍‍‌‌ ‌​‌ ‍‌​‍ ‍‌‍‍‌‌‍ ​‍​‍​‍ ​​‍​‍‌‍‍​‌ ​‍‌‍‌‌‌‍‌‍​‍​‍​ ‍‍​‍​‍‌‍‍​‌ ‌​‌ ‌​‌ ​​‌ ​ ​ ‍‍​‍ ​‍ ‌‍​ ‌‍ ‌‌ ​ ​‍ ‍‌‍ ‌‌‍​‌‌‍‍‌‌‍ ‍​‍ ‍​ ​‍​ ​​​ ​‍​ ‌​‌ ​‍‌‍‌‌‌‍‌​‌‍‌‌‌ ​ ‌‍‍‌‌‍‌ ‌‍ ‍​‍ ‍‌ ​‍‌‍‍‌‌ ‌‍‌‍‌‌‌ ​‍‌‍‍ ‌‍‌‌‌‍‌‌‌ ​​‌‍‌‌‌ ​‍​‍ ‍‌‍ ‌ ​‍‌‍‌ ​‍ ‌‍‍‌‌‍ ‍‌ ‌​‌‍‌‌‌‍ ‍‌ ‌​​‍ ‌‍‌‌‌‍‌​‌‍‍‌‌ ‌​​‍ ‌‍ ‌‌‍ ‌‍‌​‌‍‌‌​ ‌‌ ​​‌ ​‍‌‍‌‌‌ ​ ‌‍‌‌‌‍ ‍‌ ‌​‌‍​‌‌ ‌​‌‍‍‌‌‍ ‌‍ ‍​ ‍ ‌‍‍‌‌‍‌​​ ‌‌‍‌‍​ ‌ ​ ​‍​ ‌‍​ ​​​ ‍‌‌‍‌​​ ​‌​‍ ‌​ ‌​​ ‌‌​ ‌​​ ‍‌​‍ ‌​ ‌​​ ‍​​ ‌ ​ ​​​‍ ‌‌‍​‌​ ‌​‌‍‌‍​ ‍‌​‍ ‌​ ​ ​ ‌‌​ ​ ‌‍‌​​ ‌‌‌‍‌‌‌‍​‍​ ​‌​ ‌‌‌‍​ ‌‍‌​​ ‌‍​ ‍ ‌ ‌​‌ ‍‌‌ ​​‌‍‌‌​ ‌‌‍‌‌‌ ‌‍‌‍‌‌‌‍ ‍‌ ‌​​ ‍ ‌ ​​‌‍​‌‌ ‌​‌‍‍​​ ‌‌‍​ ‌‍ ‌‍ ‍‌ ‌​‌‍‌‌‌‍ ‍‌ ‌​​‍‌‌​ ‌‌‌​​‍‌‌ ‌‍‍ ‌‍‌‌‌ ‍‌​‍‌‌​ ​ ‌​‌​​‍‌‌​ ​ ‌​‌​​‍‌‌​ ​‍​ ​‍‌‍‌‍​ ‌‍‌‍‌‍​ ‌‌‌‍‌​‌‍​ ‌‍​‌​ ​‌‌‍​ ‌‍‌‌​ ​‍​ ​ ​‍‌‌​ ​‍​ ​‍​‍‌‌​ ‌‌‌​‌​​‍ ‍‌‍​ ‌‍‍​‌‍‍‌‌‍ ​‌‍‌​‌ ​‍‌‍‌‌‌‍ ‍​‍‌‌​ ‌‌‌​​‍‌‌ ‌‍‍ ‌‍‌‌‌ ‍‌​‍‌‌​ ​ ‌​‌​​‍‌‌​ ​ ‌​‌​​‍‌‌​ ​‍​ ​‍​ ​‌‌‍‌‌‌‍​ ​ ​‌​ ​​​ ​​‌‍​‌‌‍​ ​ ‍​​ ​‌​ ‍‌‌‍‌​​‍‌‌​ ​‍​ ​‍​‍‌‌​ ‌‌‌​‌​​‍ ‍‌ ‌​‌‍‌‌‌ ‍​‌ ‌​​ ‌‍​‍‌‍​‌‌ ​ ‌‍‌‌‌‌‌‌‌ ​‍‌‍ ​​ ‌‌‍‍​‌ ‌​‌ ‌​‌ ​​‌ ​ ​‍‌‌​ ​ ‌​​‌​‍‌‌​ ​‍‌​‌‍​‍‌‌​ ​‍‌​‌‍‌‍​ ‌‍ ‌‌ ​ ​‍ ‍‌‍ ‌‌‍​‌‌‍‍‌‌‍ ‍​‍ ‍​ ​‍​ ​​​ ​‍​ ‌​‌ ​‍‌‍‌‌‌‍‌​‌‍‌‌‌ ​ ‌‍‍‌‌‍‌ ‌‍ ‍​‍ ‍‌ ​‍‌‍‍‌‌ ‌‍‌‍‌‌‌ ​‍‌‍‍ ‌‍‌‌‌‍‌‌‌ ​​‌‍‌‌‌ ​‍​‍ ‍‌‍ ‌ ​‍‌‍‌ ​‍‌‍‌‍‍‌‌‍‌​​ ‌‌‍‌‍​ ‌ ​ ​‍​ ‌‍​ ​​​ ‍‌‌‍‌​​ ​‌​‍ ‌​ ‌​​ ‌‌​ ‌​​ ‍‌​‍ ‌​ ‌​​ ‍​​ ‌ ​ ​​​‍ ‌‌‍​‌​ ‌​‌‍‌‍​ ‍‌​‍ ‌​ ​ ​ ‌‌​ ​ ‌‍‌​​ ‌‌‌‍‌‌‌‍​‍​ ​‌​ ‌‌‌‍​ ‌‍‌​​ ‌‍​‍‌‍‌ ‌​‌ ‍‌‌ ​​‌‍‌‌​ ‌‌‍‌‌‌ ‌‍‌‍‌‌‌‍ ‍‌ ‌​​‍‌‍‌ ​​‌‍​‌‌ ‌​‌‍‍​​ ‌‌‍​ ‌‍ ‌‍ ‍‌ ‌​‌‍‌‌‌‍ ‍‌ ‌​​‍‌‌​ ‌‌‌​​‍‌‌ ‌‍‍ ‌‍‌‌‌ ‍‌​‍‌‌​ ​ ‌​‌​​‍‌‌​ ​ ‌​‌​​‍‌‌​ ​‍​ ​‍‌‍‌‍​ ‌‍‌‍‌‍​ ‌‌‌‍‌​‌‍​ ‌‍​‌​ ​‌‌‍​ ‌‍‌‌​ ​‍​ ​ ​‍‌‌​ ​‍​ ​‍​‍‌‌​ ‌‌‌​‌​​‍ ‍‌‍​ ‌‍‍​‌‍‍‌‌‍ ​‌‍‌​‌ ​‍‌‍‌‌‌‍ ‍​‍‌‌​ ‌‌‌​​‍‌‌ ‌‍‍ ‌‍‌‌‌ ‍‌​‍‌‌​ ​ ‌​‌​​‍‌‌​ ​ ‌​‌​​‍‌‌​ ​‍​ ​‍​ ​‌‌‍‌‌‌‍​ ​ ​‌​ ​​​ ​​‌‍​‌‌‍​ ​ ‍​​ ​‌​ ‍‌‌‍‌​​‍‌‌​ ​‍​ ​‍​‍‌‌​ ‌‌‌​‌​​‍ ‍‌ ‌​‌‍‌‌‌ ‍​‌ ‌​​‍‌‍‌ ​​‌‍‌‌‌ ​‍‌ ​ ‌ ​​‌‍‌‌‌‍​ ‌ ‌​‌‍‍‌‌ ‌‍‌‍‌‌​ ‌‌ ​​‌ ‌‌‌‍​‍‌‍ ​‌‍‍‌‌ ​ ‌‍‍​‌‍‌‌‌‍‌​​‍​‍‌ ‌, 444 Saw Mill
River Rd, Elmsford, NY 10523, 12 PM - 10 PM
Coffee Labs Roasters​​​​‌ ‍ ​‍​‍‌‍ ‌ ​‍‌‍‍‌‌‍‌ ‌‍‍‌‌‍ ‍​‍​‍​ ‍‍​‍​‍‌ ​ ‌‍​‌‌‍ ‍‌‍‍‌‌ ‌​‌ ‍‌​‍ ‍‌‍‍‌‌‍ ​‍​‍​‍ ​​‍​‍‌‍‍​‌ ​‍‌‍‌‌‌‍‌‍​‍​‍​ ‍‍​‍​‍‌‍‍​‌ ‌​‌ ‌​‌ ​​‌ ​ ​ ‍‍​‍ ​‍ ‌‍​ ‌‍ ‌‌ ​ ​‍ ‍‌‍ ‌‌‍​‌‌‍‍‌‌‍ ‍​‍ ‍​ ​‍​ ​​​ ​‍​ ‌​‌ ​‍‌‍‌‌‌‍‌​‌‍‌‌‌ ​ ‌‍‍‌‌‍‌ ‌‍ ‍​‍ ‍‌ ​‍‌‍‍‌‌ ‌‍‌‍‌‌‌ ​‍‌‍‍ ‌‍‌‌‌‍‌‌‌ ​​‌‍‌‌‌ ​‍​‍ ‍‌‍ ‌ ​‍‌‍‌ ​‍ ‌‍‍‌‌‍ ‍‌ ‌​‌‍‌‌‌‍ ‍‌ ‌​​‍ ‌‍‌‌‌‍‌​‌‍‍‌‌ ‌​​‍ ‌‍ ‌‌‍ ‌‍‌​‌‍‌‌​ ‌‌ ​​‌ ​‍‌‍‌‌‌ ​ ‌‍‌‌‌‍ ‍‌ ‌​‌‍​‌‌ ‌​‌‍‍‌‌‍ ‌‍ ‍​ ‍ ‌‍‍‌‌‍‌​​ ‌‌‍‌‍​ ‌ ​ ​‍​ ‌‍​ ​​​ ‍‌‌‍‌​​ ​‌​‍ ‌​ ‌​​ ‌‌​ ‌​​ ‍‌​‍ ‌​ ‌​​ ‍​​ ‌ ​ ​​​‍ ‌‌‍​‌​ ‌​‌‍‌‍​ ‍‌​‍ ‌​ ​ ​ ‌‌​ ​ ‌‍‌​​ ‌‌‌‍‌‌‌‍​‍​ ​‌​ ‌‌‌‍​ ‌‍‌​​ ‌‍​ ‍ ‌ ‌​‌ ‍‌‌ ​​‌‍‌‌​ ‌‌‍‌‌‌ ‌‍‌‍‌‌‌‍ ‍‌ ‌​​ ‍ ‌ ​​‌‍​‌‌ ‌​‌‍‍​​ ‌‌‍​ ‌‍ ‌‍ ‍‌ ‌​‌‍‌‌‌‍ ‍‌ ‌​​‍‌‌​ ‌‌‌​​‍‌‌ ‌‍‍ ‌‍‌‌‌ ‍‌​‍‌‌​ ​ ‌​‌​​‍‌‌​ ​ ‌​‌​​‍‌‌​ ​‍​ ​‍‌‍‌‍​ ‌‍‌‍‌‍​ ‌‌‌‍‌​‌‍​ ‌‍​‌​ ​‌‌‍​ ‌‍‌‌​ ​‍​ ​ ​‍‌‌​ ​‍​ ​‍​‍‌‌​ ‌‌‌​‌​​‍ ‍‌‍​ ‌‍‍​‌‍‍‌‌‍ ​‌‍‌​‌ ​‍‌‍‌‌‌‍ ‍​‍‌‌​ ‌‌‌​​‍‌‌ ‌‍‍ ‌‍‌‌‌ ‍‌​‍‌‌​ ​ ‌​‌​​‍‌‌​ ​ ‌​‌​​‍‌‌​ ​‍​ ​‍‌‍‌​​ ‍​​ ​‍​ ​‍​ ​‌‌‍​ ​ ‌‌‌‍‌‌​ ‌ ​ ​ ‌‍​‌​ ​ ​‍‌‌​ ​‍​ ​‍​‍‌‌​ ‌‌‌​‌​​‍ ‍‌ ‌​‌‍‌‌‌ ‍​‌ ‌​​ ‌‍​‍‌‍​‌‌ ​ ‌‍‌‌‌‌‌‌‌ ​‍‌‍ ​​ ‌‌‍‍​‌ ‌​‌ ‌​‌ ​​‌ ​ ​‍‌‌​ ​ ‌​​‌​‍‌‌​ ​‍‌​‌‍​‍‌‌​ ​‍‌​‌‍‌‍​ ‌‍ ‌‌ ​ ​‍ ‍‌‍ ‌‌‍​‌‌‍‍‌‌‍ ‍​‍ ‍​ ​‍​ ​​​ ​‍​ ‌​‌ ​‍‌‍‌‌‌‍‌​‌‍‌‌‌ ​ ‌‍‍‌‌‍‌ ‌‍ ‍​‍ ‍‌ ​‍‌‍‍‌‌ ‌‍‌‍‌‌‌ ​‍‌‍‍ ‌‍‌‌‌‍‌‌‌ ​​‌‍‌‌‌ ​‍​‍ ‍‌‍ ‌ ​‍‌‍‌ ​‍‌‍‌‍‍‌‌‍‌​​ ‌‌‍‌‍​ ‌ ​ ​‍​ ‌‍​ ​​​ ‍‌‌‍‌​​ ​‌​‍ ‌​ ‌​​ ‌‌​ ‌​​ ‍‌​‍ ‌​ ‌​​ ‍​​ ‌ ​ ​​​‍ ‌‌‍​‌​ ‌​‌‍‌‍​ ‍‌​‍ ‌​ ​ ​ ‌‌​ ​ ‌‍‌​​ ‌‌‌‍‌‌‌‍​‍​ ​‌​ ‌‌‌‍​ ‌‍‌​​ ‌‍​‍‌‍‌ ‌​‌ ‍‌‌ ​​‌‍‌‌​ ‌‌‍‌‌‌ ‌‍‌‍‌‌‌‍ ‍‌ ‌​​‍‌‍‌ ​​‌‍​‌‌ ‌​‌‍‍​​ ‌‌‍​ ‌‍ ‌‍ ‍‌ ‌​‌‍‌‌‌‍ ‍‌ ‌​​‍‌‌​ ‌‌‌​​‍‌‌ ‌‍‍ ‌‍‌‌‌ ‍‌​‍‌‌​ ​ ‌​‌​​‍‌‌​ ​ ‌​‌​​‍‌‌​ ​‍​ ​‍‌‍‌‍​ ‌‍‌‍‌‍​ ‌‌‌‍‌​‌‍​ ‌‍​‌​ ​‌‌‍​ ‌‍‌‌​ ​‍​ ​ ​‍‌‌​ ​‍​ ​‍​‍‌‌​ ‌‌‌​‌​​‍ ‍‌‍​ ‌‍‍​‌‍‍‌‌‍ ​‌‍‌​‌ ​‍‌‍‌‌‌‍ ‍​‍‌‌​ ‌‌‌​​‍‌‌ ‌‍‍ ‌‍‌‌‌ ‍‌​‍‌‌​ ​ ‌​‌​​‍‌‌​ ​ ‌​‌​​‍‌‌​ ​‍​ ​‍‌‍‌​​ ‍​​ ​‍​ ​‍​ ​‌‌‍​ ​ ‌‌‌‍‌‌​ ‌ ​ ​ ‌‍​‌​ ​ ​‍‌‌​ ​‍​ ​‍​‍‌‌​ ‌‌‌​‌​​‍ ‍‌ ‌​‌‍‌‌‌ ‍​‌ ‌​​‍‌‍‌ ​​‌‍‌‌‌ ​‍‌ ​ ‌ ​​‌‍‌‌‌‍​ ‌ ‌​‌‍‍‌‌ ‌‍‌‍‌‌​ ‌‌ ​​‌ ‌‌‌‍​‍‌‍ ​‌‍‍‌‌ ​ ‌‍‍​‌‍‌‌‌‍‌​​‍​‍‌ ‌, 7 Main Street, Tarrytown, NY
10591, 6:45 AM - 6:30 PM
Common Roots Brewing Company​​​​‌ ‍ ​‍​‍‌‍ ‌ ​‍‌‍‍‌‌‍‌ ‌‍‍‌‌‍ ‍​‍​‍​ ‍‍​‍​‍‌ ​ ‌‍​‌‌‍ ‍‌‍‍‌‌ ‌​‌ ‍‌​‍ ‍‌‍‍‌‌‍ ​‍​‍​‍ ​​‍​‍‌‍‍​‌ ​‍‌‍‌‌‌‍‌‍​‍​‍​ ‍‍​‍​‍‌‍‍​‌ ‌​‌ ‌​‌ ​​‌ ​ ​ ‍‍​‍ ​‍ ‌‍​ ‌‍ ‌‌ ​ ​‍ ‍‌‍ ‌‌‍​‌‌‍‍‌‌‍ ‍​‍ ‍​ ​‍​ ​​​ ​‍​ ‌​‌ ​‍‌‍‌‌‌‍‌​‌‍‌‌‌ ​ ‌‍‍‌‌‍‌ ‌‍ ‍​‍ ‍‌ ​‍‌‍‍‌‌ ‌‍‌‍‌‌‌ ​‍‌‍‍ ‌‍‌‌‌‍‌‌‌ ​​‌‍‌‌‌ ​‍​‍ ‍‌‍ ‌ ​‍‌‍‌ ​‍ ‌‍‍‌‌‍ ‍‌ ‌​‌‍‌‌‌‍ ‍‌ ‌​​‍ ‌‍‌‌‌‍‌​‌‍‍‌‌ ‌​​‍ ‌‍ ‌‌‍ ‌‍‌​‌‍‌‌​ ‌‌ ​​‌ ​‍‌‍‌‌‌ ​ ‌‍‌‌‌‍ ‍‌ ‌​‌‍​‌‌ ‌​‌‍‍‌‌‍ ‌‍ ‍​ ‍ ‌‍‍‌‌‍‌​​ ‌‌‍‌‍​ ‌ ​ ​‍​ ‌‍​ ​​​ ‍‌‌‍‌​​ ​‌​‍ ‌​ ‌​​ ‌‌​ ‌​​ ‍‌​‍ ‌​ ‌​​ ‍​​ ‌ ​ ​​​‍ ‌‌‍​‌​ ‌​‌‍‌‍​ ‍‌​‍ ‌​ ​ ​ ‌‌​ ​ ‌‍‌​​ ‌‌‌‍‌‌‌‍​‍​ ​‌​ ‌‌‌‍​ ‌‍‌​​ ‌‍​ ‍ ‌ ‌​‌ ‍‌‌ ​​‌‍‌‌​ ‌‌‍‌‌‌ ‌‍‌‍‌‌‌‍ ‍‌ ‌​​ ‍ ‌ ​​‌‍​‌‌ ‌​‌‍‍​​ ‌‌‍​ ‌‍ ‌‍ ‍‌ ‌​‌‍‌‌‌‍ ‍‌ ‌​​‍‌‌​ ‌‌‌​​‍‌‌ ‌‍‍ ‌‍‌‌‌ ‍‌​‍‌‌​ ​ ‌​‌​​‍‌‌​ ​ ‌​‌​​‍‌‌​ ​‍​ ​‍‌‍‌‍​ ‌‍‌‍‌‍​ ‌‌‌‍‌​‌‍​ ‌‍​‌​ ​‌‌‍​ ‌‍‌‌​ ​‍​ ​ ​‍‌‌​ ​‍​ ​‍​‍‌‌​ ‌‌‌​‌​​‍ ‍‌‍​ ‌‍‍​‌‍‍‌‌‍ ​‌‍‌​‌ ​‍‌‍‌‌‌‍ ‍​‍‌‌​ ‌‌‌​​‍‌‌ ‌‍‍ ‌‍‌‌‌ ‍‌​‍‌‌​ ​ ‌​‌​​‍‌‌​ ​ ‌​‌​​‍‌‌​ ​‍​ ​‍‌‍‌‍‌‍​‍​ ‌‍​ ​‍​ ​‌‌‍‌‌‌‍​‍​ ​‌‌‍​‌​ ‌‌‌‍​‍​ ‍​​‍‌‌​ ​‍​ ​‍​‍‌‌​ ‌‌‌​‌​​‍ ‍‌ ‌​‌‍‌‌‌ ‍​‌ ‌​​ ‌‍​‍‌‍​‌‌ ​ ‌‍‌‌‌‌‌‌‌ ​‍‌‍ ​​ ‌‌‍‍​‌ ‌​‌ ‌​‌ ​​‌ ​ ​‍‌‌​ ​ ‌​​‌​‍‌‌​ ​‍‌​‌‍​‍‌‌​ ​‍‌​‌‍‌‍​ ‌‍ ‌‌ ​ ​‍ ‍‌‍ ‌‌‍​‌‌‍‍‌‌‍ ‍​‍ ‍​ ​‍​ ​​​ ​‍​ ‌​‌ ​‍‌‍‌‌‌‍‌​‌‍‌‌‌ ​ ‌‍‍‌‌‍‌ ‌‍ ‍​‍ ‍‌ ​‍‌‍‍‌‌ ‌‍‌‍‌‌‌ ​‍‌‍‍ ‌‍‌‌‌‍‌‌‌ ​​‌‍‌‌‌ ​‍​‍ ‍‌‍ ‌ ​‍‌‍‌ ​‍‌‍‌‍‍‌‌‍‌​​ ‌‌‍‌‍​ ‌ ​ ​‍​ ‌‍​ ​​​ ‍‌‌‍‌​​ ​‌​‍ ‌​ ‌​​ ‌‌​ ‌​​ ‍‌​‍ ‌​ ‌​​ ‍​​ ‌ ​ ​​​‍ ‌‌‍​‌​ ‌​‌‍‌‍​ ‍‌​‍ ‌​ ​ ​ ‌‌​ ​ ‌‍‌​​ ‌‌‌‍‌‌‌‍​‍​ ​‌​ ‌‌‌‍​ ‌‍‌​​ ‌‍​‍‌‍‌ ‌​‌ ‍‌‌ ​​‌‍‌‌​ ‌‌‍‌‌‌ ‌‍‌‍‌‌‌‍ ‍‌ ‌​​‍‌‍‌ ​​‌‍​‌‌ ‌​‌‍‍​​ ‌‌‍​ ‌‍ ‌‍ ‍‌ ‌​‌‍‌‌‌‍ ‍‌ ‌​​‍‌‌​ ‌‌‌​​‍‌‌ ‌‍‍ ‌‍‌‌‌ ‍‌​‍‌‌​ ​ ‌​‌​​‍‌‌​ ​ ‌​‌​​‍‌‌​ ​‍​ ​‍‌‍‌‍​ ‌‍‌‍‌‍​ ‌‌‌‍‌​‌‍​ ‌‍​‌​ ​‌‌‍​ ‌‍‌‌​ ​‍​ ​ ​‍‌‌​ ​‍​ ​‍​‍‌‌​ ‌‌‌​‌​​‍ ‍‌‍​ ‌‍‍​‌‍‍‌‌‍ ​‌‍‌​‌ ​‍‌‍‌‌‌‍ ‍​‍‌‌​ ‌‌‌​​‍‌‌ ‌‍‍ ‌‍‌‌‌ ‍‌​‍‌‌​ ​ ‌​‌​​‍‌‌​ ​ ‌​‌​​‍‌‌​ ​‍​ ​‍‌‍‌‍‌‍​‍​ ‌‍​ ​‍​ ​‌‌‍‌‌‌‍​‍​ ​‌‌‍​‌​ ‌‌‌‍​‍​ ‍​​‍‌‌​ ​‍​ ​‍​‍‌‌​ ‌‌‌​‌​​‍ ‍‌ ‌​‌‍‌‌‌ ‍​‌ ‌​​‍‌‍‌ ​​‌‍‌‌‌ ​‍‌ ​ ‌ ​​‌‍‌‌‌‍​ ‌ ‌​‌‍‍‌‌ ‌‍‌‍‌‌​ ‌‌ ​​‌ ‌‌‌‍​‍‌‍ ​‌‍‍‌‌ ​ ‌‍‍​‌‍‌‌‌‍‌​​‍​‍‌ ‌, 58 Saratoga Ave,
South Glens Falls, NY 12803, 12 PM - 10 PM
Copperhead Club​​​​‌ ‍ ​‍​‍‌‍ ‌ ​‍‌‍‍‌‌‍‌ ‌‍‍‌‌‍ ‍​‍​‍​ ‍‍​‍​‍‌ ​ ‌‍​‌‌‍ ‍‌‍‍‌‌ ‌​‌ ‍‌​‍ ‍‌‍‍‌‌‍ ​‍​‍​‍ ​​‍​‍‌‍‍​‌ ​‍‌‍‌‌‌‍‌‍​‍​‍​ ‍‍​‍​‍‌‍‍​‌ ‌​‌ ‌​‌ ​​‌ ​ ​ ‍‍​‍ ​‍ ‌‍​ ‌‍ ‌‌ ​ ​‍ ‍‌‍ ‌‌‍​‌‌‍‍‌‌‍ ‍​‍ ‍​ ​‍​ ​​​ ​‍​ ‌​‌ ​‍‌‍‌‌‌‍‌​‌‍‌‌‌ ​ ‌‍‍‌‌‍‌ ‌‍ ‍​‍ ‍‌ ​‍‌‍‍‌‌ ‌‍‌‍‌‌‌ ​‍‌‍‍ ‌‍‌‌‌‍‌‌‌ ​​‌‍‌‌‌ ​‍​‍ ‍‌‍ ‌ ​‍‌‍‌ ​‍ ‌‍‍‌‌‍ ‍‌ ‌​‌‍‌‌‌‍ ‍‌ ‌​​‍ ‌‍‌‌‌‍‌​‌‍‍‌‌ ‌​​‍ ‌‍ ‌‌‍ ‌‍‌​‌‍‌‌​ ‌‌ ​​‌ ​‍‌‍‌‌‌ ​ ‌‍‌‌‌‍ ‍‌ ‌​‌‍​‌‌ ‌​‌‍‍‌‌‍ ‌‍ ‍​ ‍ ‌‍‍‌‌‍‌​​ ‌‌‍‌‍​ ‌ ​ ​‍​ ‌‍​ ​​​ ‍‌‌‍‌​​ ​‌​‍ ‌​ ‌​​ ‌‌​ ‌​​ ‍‌​‍ ‌​ ‌​​ ‍​​ ‌ ​ ​​​‍ ‌‌‍​‌​ ‌​‌‍‌‍​ ‍‌​‍ ‌​ ​ ​ ‌‌​ ​ ‌‍‌​​ ‌‌‌‍‌‌‌‍​‍​ ​‌​ ‌‌‌‍​ ‌‍‌​​ ‌‍​ ‍ ‌ ‌​‌ ‍‌‌ ​​‌‍‌‌​ ‌‌‍‌‌‌ ‌‍‌‍‌‌‌‍ ‍‌ ‌​​ ‍ ‌ ​​‌‍​‌‌ ‌​‌‍‍​​ ‌‌‍​ ‌‍ ‌‍ ‍‌ ‌​‌‍‌‌‌‍ ‍‌ ‌​​‍‌‌​ ‌‌‌​​‍‌‌ ‌‍‍ ‌‍‌‌‌ ‍‌​‍‌‌​ ​ ‌​‌​​‍‌‌​ ​ ‌​‌​​‍‌‌​ ​‍​ ​‍‌‍‌‍​ ‌‍‌‍‌‍​ ‌‌‌‍‌​‌‍​ ‌‍​‌​ ​‌‌‍​ ‌‍‌‌​ ​‍​ ​ ​‍‌‌​ ​‍​ ​‍​‍‌‌​ ‌‌‌​‌​​‍ ‍‌‍​ ‌‍‍​‌‍‍‌‌‍ ​‌‍‌​‌ ​‍‌‍‌‌‌‍ ‍​‍‌‌​ ‌‌‌​​‍‌‌ ‌‍‍ ‌‍‌‌‌ ‍‌​‍‌‌​ ​ ‌​‌​​‍‌‌​ ​ ‌​‌​​‍‌‌​ ​‍​ ​‍​ ‌‍‌‍‌​​ ‌​‌‍‌‍‌‍‌‌​ ​‌​ ​​​ ‍​​ ‌‌​ ​‌‌‍‌​​ ‌‌​‍‌‌​ ​‍​ ​‍​‍‌‌​ ‌‌‌​‌​​‍ ‍‌ ‌​‌‍‌‌‌ ‍​‌ ‌​​ ‌‍​‍‌‍​‌‌ ​ ‌‍‌‌‌‌‌‌‌ ​‍‌‍ ​​ ‌‌‍‍​‌ ‌​‌ ‌​‌ ​​‌ ​ ​‍‌‌​ ​ ‌​​‌​‍‌‌​ ​‍‌​‌‍​‍‌‌​ ​‍‌​‌‍‌‍​ ‌‍ ‌‌ ​ ​‍ ‍‌‍ ‌‌‍​‌‌‍‍‌‌‍ ‍​‍ ‍​ ​‍​ ​​​ ​‍​ ‌​‌ ​‍‌‍‌‌‌‍‌​‌‍‌‌‌ ​ ‌‍‍‌‌‍‌ ‌‍ ‍​‍ ‍‌ ​‍‌‍‍‌‌ ‌‍‌‍‌‌‌ ​‍‌‍‍ ‌‍‌‌‌‍‌‌‌ ​​‌‍‌‌‌ ​‍​‍ ‍‌‍ ‌ ​‍‌‍‌ ​‍‌‍‌‍‍‌‌‍‌​​ ‌‌‍‌‍​ ‌ ​ ​‍​ ‌‍​ ​​​ ‍‌‌‍‌​​ ​‌​‍ ‌​ ‌​​ ‌‌​ ‌​​ ‍‌​‍ ‌​ ‌​​ ‍​​ ‌ ​ ​​​‍ ‌‌‍​‌​ ‌​‌‍‌‍​ ‍‌​‍ ‌​ ​ ​ ‌‌​ ​ ‌‍‌​​ ‌‌‌‍‌‌‌‍​‍​ ​‌​ ‌‌‌‍​ ‌‍‌​​ ‌‍​‍‌‍‌ ‌​‌ ‍‌‌ ​​‌‍‌‌​ ‌‌‍‌‌‌ ‌‍‌‍‌‌‌‍ ‍‌ ‌​​‍‌‍‌ ​​‌‍​‌‌ ‌​‌‍‍​​ ‌‌‍​ ‌‍ ‌‍ ‍‌ ‌​‌‍‌‌‌‍ ‍‌ ‌​​‍‌‌​ ‌‌‌​​‍‌‌ ‌‍‍ ‌‍‌‌‌ ‍‌​‍‌‌​ ​ ‌​‌​​‍‌‌​ ​ ‌​‌​​‍‌‌​ ​‍​ ​‍‌‍‌‍​ ‌‍‌‍‌‍​ ‌‌‌‍‌​‌‍​ ‌‍​‌​ ​‌‌‍​ ‌‍‌‌​ ​‍​ ​ ​‍‌‌​ ​‍​ ​‍​‍‌‌​ ‌‌‌​‌​​‍ ‍‌‍​ ‌‍‍​‌‍‍‌‌‍ ​‌‍‌​‌ ​‍‌‍‌‌‌‍ ‍​‍‌‌​ ‌‌‌​​‍‌‌ ‌‍‍ ‌‍‌‌‌ ‍‌​‍‌‌​ ​ ‌​‌​​‍‌‌​ ​ ‌​‌​​‍‌‌​ ​‍​ ​‍​ ‌‍‌‍‌​​ ‌​‌‍‌‍‌‍‌‌​ ​‌​ ​​​ ‍​​ ‌‌​ ​‌‌‍‌​​ ‌‌​‍‌‌​ ​‍​ ​‍​‍‌‌​ ‌‌‌​‌​​‍ ‍‌ ‌​‌‍‌‌‌ ‍​‌ ‌​​‍‌‍‌ ​​‌‍‌‌‌ ​‍‌ ​ ‌ ​​‌‍‌‌‌‍​ ‌ ‌​‌‍‍‌‌ ‌‍‌‍‌‌​ ‌‌ ​​‌ ‌‌‌‍​‍‌‍ ​‌‍‍‌‌ ​ ‌‍‍​‌‍‌‌‌‍‌​​‍​‍‌ ‌, 137 N Water St, Peekskill, NY 10566,
12 PM - 12 AM
The Disgruntled Chef​​​​‌ ‍ ​‍​‍‌‍ ‌ ​‍‌‍‍‌‌‍‌ ‌‍‍‌‌‍ ‍​‍​‍​ ‍‍​‍​‍‌ ​ ‌‍​‌‌‍ ‍‌‍‍‌‌ ‌​‌ ‍‌​‍ ‍‌‍‍‌‌‍ ​‍​‍​‍ ​​‍​‍‌‍‍​‌ ​‍‌‍‌‌‌‍‌‍​‍​‍​ ‍‍​‍​‍‌‍‍​‌ ‌​‌ ‌​‌ ​​‌ ​ ​ ‍‍​‍ ​‍ ‌‍​ ‌‍ ‌‌ ​ ​‍ ‍‌‍ ‌‌‍​‌‌‍‍‌‌‍ ‍​‍ ‍​ ​‍​ ​​​ ​‍​ ‌​‌ ​‍‌‍‌‌‌‍‌​‌‍‌‌‌ ​ ‌‍‍‌‌‍‌ ‌‍ ‍​‍ ‍‌ ​‍‌‍‍‌‌ ‌‍‌‍‌‌‌ ​‍‌‍‍ ‌‍‌‌‌‍‌‌‌ ​​‌‍‌‌‌ ​‍​‍ ‍‌‍ ‌ ​‍‌‍‌ ​‍ ‌‍‍‌‌‍ ‍‌ ‌​‌‍‌‌‌‍ ‍‌ ‌​​‍ ‌‍‌‌‌‍‌​‌‍‍‌‌ ‌​​‍ ‌‍ ‌‌‍ ‌‍‌​‌‍‌‌​ ‌‌ ​​‌ ​‍‌‍‌‌‌ ​ ‌‍‌‌‌‍ ‍‌ ‌​‌‍​‌‌ ‌​‌‍‍‌‌‍ ‌‍ ‍​ ‍ ‌‍‍‌‌‍‌​​ ‌‌‍‌‍​ ‌ ​ ​‍​ ‌‍​ ​​​ ‍‌‌‍‌​​ ​‌​‍ ‌​ ‌​​ ‌‌​ ‌​​ ‍‌​‍ ‌​ ‌​​ ‍​​ ‌ ​ ​​​‍ ‌‌‍​‌​ ‌​‌‍‌‍​ ‍‌​‍ ‌​ ​ ​ ‌‌​ ​ ‌‍‌​​ ‌‌‌‍‌‌‌‍​‍​ ​‌​ ‌‌‌‍​ ‌‍‌​​ ‌‍​ ‍ ‌ ‌​‌ ‍‌‌ ​​‌‍‌‌​ ‌‌‍‌‌‌ ‌‍‌‍‌‌‌‍ ‍‌ ‌​​ ‍ ‌ ​​‌‍​‌‌ ‌​‌‍‍​​ ‌‌‍​ ‌‍ ‌‍ ‍‌ ‌​‌‍‌‌‌‍ ‍‌ ‌​​‍‌‌​ ‌‌‌​​‍‌‌ ‌‍‍ ‌‍‌‌‌ ‍‌​‍‌‌​ ​ ‌​‌​​‍‌‌​ ​ ‌​‌​​‍‌‌​ ​‍​ ​‍‌‍‌‍​ ‌‍‌‍‌‍​ ‌‌‌‍‌​‌‍​ ‌‍​‌​ ​‌‌‍​ ‌‍‌‌​ ​‍​ ​ ​‍‌‌​ ​‍​ ​‍​‍‌‌​ ‌‌‌​‌​​‍ ‍‌‍​ ‌‍‍​‌‍‍‌‌‍ ​‌‍‌​‌ ​‍‌‍‌‌‌‍ ‍​‍‌‌​ ‌‌‌​​‍‌‌ ‌‍‍ ‌‍‌‌‌ ‍‌​‍‌‌​ ​ ‌​‌​​‍‌‌​ ​ ‌​‌​​‍‌‌​ ​‍​ ​‍‌‍‌‍‌‍​‍​ ​​​ ‌ ​ ​‍‌‍​‌​ ‌‍​ ​‍​ ​‌‌‍​ ​ ​ ​ ‍​​‍‌‌​ ​‍​ ​‍​‍‌‌​ ‌‌‌​‌​​‍ ‍‌ ‌​‌‍‌‌‌ ‍​‌ ‌​​ ‌‍​‍‌‍​‌‌ ​ ‌‍‌‌‌‌‌‌‌ ​‍‌‍ ​​ ‌‌‍‍​‌ ‌​‌ ‌​‌ ​​‌ ​ ​‍‌‌​ ​ ‌​​‌​‍‌‌​ ​‍‌​‌‍​‍‌‌​ ​‍‌​‌‍‌‍​ ‌‍ ‌‌ ​ ​‍ ‍‌‍ ‌‌‍​‌‌‍‍‌‌‍ ‍​‍ ‍​ ​‍​ ​​​ ​‍​ ‌​‌ ​‍‌‍‌‌‌‍‌​‌‍‌‌‌ ​ ‌‍‍‌‌‍‌ ‌‍ ‍​‍ ‍‌ ​‍‌‍‍‌‌ ‌‍‌‍‌‌‌ ​‍‌‍‍ ‌‍‌‌‌‍‌‌‌ ​​‌‍‌‌‌ ​‍​‍ ‍‌‍ ‌ ​‍‌‍‌ ​‍‌‍‌‍‍‌‌‍‌​​ ‌‌‍‌‍​ ‌ ​ ​‍​ ‌‍​ ​​​ ‍‌‌‍‌​​ ​‌​‍ ‌​ ‌​​ ‌‌​ ‌​​ ‍‌​‍ ‌​ ‌​​ ‍​​ ‌ ​ ​​​‍ ‌‌‍​‌​ ‌​‌‍‌‍​ ‍‌​‍ ‌​ ​ ​ ‌‌​ ​ ‌‍‌​​ ‌‌‌‍‌‌‌‍​‍​ ​‌​ ‌‌‌‍​ ‌‍‌​​ ‌‍​‍‌‍‌ ‌​‌ ‍‌‌ ​​‌‍‌‌​ ‌‌‍‌‌‌ ‌‍‌‍‌‌‌‍ ‍‌ ‌​​‍‌‍‌ ​​‌‍​‌‌ ‌​‌‍‍​​ ‌‌‍​ ‌‍ ‌‍ ‍‌ ‌​‌‍‌‌‌‍ ‍‌ ‌​​‍‌‌​ ‌‌‌​​‍‌‌ ‌‍‍ ‌‍‌‌‌ ‍‌​‍‌‌​ ​ ‌​‌​​‍‌‌​ ​ ‌​‌​​‍‌‌​ ​‍​ ​‍‌‍‌‍​ ‌‍‌‍‌‍​ ‌‌‌‍‌​‌‍​ ‌‍​‌​ ​‌‌‍​ ‌‍‌‌​ ​‍​ ​ ​‍‌‌​ ​‍​ ​‍​‍‌‌​ ‌‌‌​‌​​‍ ‍‌‍​ ‌‍‍​‌‍‍‌‌‍ ​‌‍‌​‌ ​‍‌‍‌‌‌‍ ‍​‍‌‌​ ‌‌‌​​‍‌‌ ‌‍‍ ‌‍‌‌‌ ‍‌​‍‌‌​ ​ ‌​‌​​‍‌‌​ ​ ‌​‌​​‍‌‌​ ​‍​ ​‍‌‍‌‍‌‍​‍​ ​​​ ‌ ​ ​‍‌‍​‌​ ‌‍​ ​‍​ ​‌‌‍​ ​ ​ ​ ‍​​‍‌‌​ ​‍​ ​‍​‍‌‌​ ‌‌‌​‌​​‍ ‍‌ ‌​‌‍‌‌‌ ‍​‌ ‌​​‍‌‍‌ ​​‌‍‌‌‌ ​‍‌ ​ ‌ ​​‌‍‌‌‌‍​ ‌ ‌​‌‍‍‌‌ ‌‍‌‍‌‌​ ‌‌ ​​‌ ‌‌‌‍​‍‌‍ ​‌‍‍‌‌ ​ ‌‍‍​‌‍‌‌‌‍‌​​‍​‍‌ ‌, 125 Main St, Gardiner, NY
12525, 11 AM - 8PM
Gun Hill Publick House​​​​‌ ‍ ​‍​‍‌‍ ‌ ​‍‌‍‍‌‌‍‌ ‌‍‍‌‌‍ ‍​‍​‍​ ‍‍​‍​‍‌ ​ ‌‍​‌‌‍ ‍‌‍‍‌‌ ‌​‌ ‍‌​‍ ‍‌‍‍‌‌‍ ​‍​‍​‍ ​​‍​‍‌‍‍​‌ ​‍‌‍‌‌‌‍‌‍​‍​‍​ ‍‍​‍​‍‌‍‍​‌ ‌​‌ ‌​‌ ​​‌ ​ ​ ‍‍​‍ ​‍ ‌‍​ ‌‍ ‌‌ ​ ​‍ ‍‌‍ ‌‌‍​‌‌‍‍‌‌‍ ‍​‍ ‍​ ​‍​ ​​​ ​‍​ ‌​‌ ​‍‌‍‌‌‌‍‌​‌‍‌‌‌ ​ ‌‍‍‌‌‍‌ ‌‍ ‍​‍ ‍‌ ​‍‌‍‍‌‌ ‌‍‌‍‌‌‌ ​‍‌‍‍ ‌‍‌‌‌‍‌‌‌ ​​‌‍‌‌‌ ​‍​‍ ‍‌‍ ‌ ​‍‌‍‌ ​‍ ‌‍‍‌‌‍ ‍‌ ‌​‌‍‌‌‌‍ ‍‌ ‌​​‍ ‌‍‌‌‌‍‌​‌‍‍‌‌ ‌​​‍ ‌‍ ‌‌‍ ‌‍‌​‌‍‌‌​ ‌‌ ​​‌ ​‍‌‍‌‌‌ ​ ‌‍‌‌‌‍ ‍‌ ‌​‌‍​‌‌ ‌​‌‍‍‌‌‍ ‌‍ ‍​ ‍ ‌‍‍‌‌‍‌​​ ‌‌‍‌‍​ ‌ ​ ​‍​ ‌‍​ ​​​ ‍‌‌‍‌​​ ​‌​‍ ‌​ ‌​​ ‌‌​ ‌​​ ‍‌​‍ ‌​ ‌​​ ‍​​ ‌ ​ ​​​‍ ‌‌‍​‌​ ‌​‌‍‌‍​ ‍‌​‍ ‌​ ​ ​ ‌‌​ ​ ‌‍‌​​ ‌‌‌‍‌‌‌‍​‍​ ​‌​ ‌‌‌‍​ ‌‍‌​​ ‌‍​ ‍ ‌ ‌​‌ ‍‌‌ ​​‌‍‌‌​ ‌‌‍‌‌‌ ‌‍‌‍‌‌‌‍ ‍‌ ‌​​ ‍ ‌ ​​‌‍​‌‌ ‌​‌‍‍​​ ‌‌‍​ ‌‍ ‌‍ ‍‌ ‌​‌‍‌‌‌‍ ‍‌ ‌​​‍‌‌​ ‌‌‌​​‍‌‌ ‌‍‍ ‌‍‌‌‌ ‍‌​‍‌‌​ ​ ‌​‌​​‍‌‌​ ​ ‌​‌​​‍‌‌​ ​‍​ ​‍‌‍‌‍​ ‌‍‌‍‌‍​ ‌‌‌‍‌​‌‍​ ‌‍​‌​ ​‌‌‍​ ‌‍‌‌​ ​‍​ ​ ​‍‌‌​ ​‍​ ​‍​‍‌‌​ ‌‌‌​‌​​‍ ‍‌‍​ ‌‍‍​‌‍‍‌‌‍ ​‌‍‌​‌ ​‍‌‍‌‌‌‍ ‍​‍‌‌​ ‌‌‌​​‍‌‌ ‌‍‍ ‌‍‌‌‌ ‍‌​‍‌‌​ ​ ‌​‌​​‍‌‌​ ​ ‌​‌​​‍‌‌​ ​‍​ ​‍‌‍‌‍‌‍​ ‌‍‌‌​ ​‌​ ‌​​ ‌ ​ ‌‌​ ‍​​ ‌​​ ​‍​ ​‍‌‍‌‍​‍‌‌​ ​‍​ ​‍​‍‌‌​ ‌‌‌​‌​​‍ ‍‌ ‌​‌‍‌‌‌ ‍​‌ ‌​​ ‌‍​‍‌‍​‌‌ ​ ‌‍‌‌‌‌‌‌‌ ​‍‌‍ ​​ ‌‌‍‍​‌ ‌​‌ ‌​‌ ​​‌ ​ ​‍‌‌​ ​ ‌​​‌​‍‌‌​ ​‍‌​‌‍​‍‌‌​ ​‍‌​‌‍‌‍​ ‌‍ ‌‌ ​ ​‍ ‍‌‍ ‌‌‍​‌‌‍‍‌‌‍ ‍​‍ ‍​ ​‍​ ​​​ ​‍​ ‌​‌ ​‍‌‍‌‌‌‍‌​‌‍‌‌‌ ​ ‌‍‍‌‌‍‌ ‌‍ ‍​‍ ‍‌ ​‍‌‍‍‌‌ ‌‍‌‍‌‌‌ ​‍‌‍‍ ‌‍‌‌‌‍‌‌‌ ​​‌‍‌‌‌ ​‍​‍ ‍‌‍ ‌ ​‍‌‍‌ ​‍‌‍‌‍‍‌‌‍‌​​ ‌‌‍‌‍​ ‌ ​ ​‍​ ‌‍​ ​​​ ‍‌‌‍‌​​ ​‌​‍ ‌​ ‌​​ ‌‌​ ‌​​ ‍‌​‍ ‌​ ‌​​ ‍​​ ‌ ​ ​​​‍ ‌‌‍​‌​ ‌​‌‍‌‍​ ‍‌​‍ ‌​ ​ ​ ‌‌​ ​ ‌‍‌​​ ‌‌‌‍‌‌‌‍​‍​ ​‌​ ‌‌‌‍​ ‌‍‌​​ ‌‍​‍‌‍‌ ‌​‌ ‍‌‌ ​​‌‍‌‌​ ‌‌‍‌‌‌ ‌‍‌‍‌‌‌‍ ‍‌ ‌​​‍‌‍‌ ​​‌‍​‌‌ ‌​‌‍‍​​ ‌‌‍​ ‌‍ ‌‍ ‍‌ ‌​‌‍‌‌‌‍ ‍‌ ‌​​‍‌‌​ ‌‌‌​​‍‌‌ ‌‍‍ ‌‍‌‌‌ ‍‌​‍‌‌​ ​ ‌​‌​​‍‌‌​ ​ ‌​‌​​‍‌‌​ ​‍​ ​‍‌‍‌‍​ ‌‍‌‍‌‍​ ‌‌‌‍‌​‌‍​ ‌‍​‌​ ​‌‌‍​ ‌‍‌‌​ ​‍​ ​ ​‍‌‌​ ​‍​ ​‍​‍‌‌​ ‌‌‌​‌​​‍ ‍‌‍​ ‌‍‍​‌‍‍‌‌‍ ​‌‍‌​‌ ​‍‌‍‌‌‌‍ ‍​‍‌‌​ ‌‌‌​​‍‌‌ ‌‍‍ ‌‍‌‌‌ ‍‌​‍‌‌​ ​ ‌​‌​​‍‌‌​ ​ ‌​‌​​‍‌‌​ ​‍​ ​‍‌‍‌‍‌‍​ ‌‍‌‌​ ​‌​ ‌​​ ‌ ​ ‌‌​ ‍​​ ‌​​ ​‍​ ​‍‌‍‌‍​‍‌‌​ ​‍​ ​‍​‍‌‌​ ‌‌‌​‌​​‍ ‍‌ ‌​‌‍‌‌‌ ‍​‌ ‌​​‍‌‍‌ ​​‌‍‌‌‌ ​‍‌ ​ ‌ ​​‌‍‌‌‌‍​ ‌ ‌​‌‍‍‌‌ ‌‍‌‍‌‌​ ‌‌ ​​‌ ‌‌‌‍​‍‌‍ ​‌‍‍‌‌ ​ ‌‍‍​‌‍‌‌‌‍‌​​‍​‍‌ ‌, 52 34th St, Brooklyn, NY
11232, 12 PM - 10 PM
Here Coffee + Beer​​​​‌ ‍ ​‍​‍‌‍ ‌ ​‍‌‍‍‌‌‍‌ ‌‍‍‌‌‍ ‍​‍​‍​ ‍‍​‍​‍‌ ​ ‌‍​‌‌‍ ‍‌‍‍‌‌ ‌​‌ ‍‌​‍ ‍‌‍‍‌‌‍ ​‍​‍​‍ ​​‍​‍‌‍‍​‌ ​‍‌‍‌‌‌‍‌‍​‍​‍​ ‍‍​‍​‍‌‍‍​‌ ‌​‌ ‌​‌ ​​‌ ​ ​ ‍‍​‍ ​‍ ‌‍​ ‌‍ ‌‌ ​ ​‍ ‍‌‍ ‌‌‍​‌‌‍‍‌‌‍ ‍​‍ ‍​ ​‍​ ​​​ ​‍​ ‌​‌ ​‍‌‍‌‌‌‍‌​‌‍‌‌‌ ​ ‌‍‍‌‌‍‌ ‌‍ ‍​‍ ‍‌ ​‍‌‍‍‌‌ ‌‍‌‍‌‌‌ ​‍‌‍‍ ‌‍‌‌‌‍‌‌‌ ​​‌‍‌‌‌ ​‍​‍ ‍‌‍ ‌ ​‍‌‍‌ ​‍ ‌‍‍‌‌‍ ‍‌ ‌​‌‍‌‌‌‍ ‍‌ ‌​​‍ ‌‍‌‌‌‍‌​‌‍‍‌‌ ‌​​‍ ‌‍ ‌‌‍ ‌‍‌​‌‍‌‌​ ‌‌ ​​‌ ​‍‌‍‌‌‌ ​ ‌‍‌‌‌‍ ‍‌ ‌​‌‍​‌‌ ‌​‌‍‍‌‌‍ ‌‍ ‍​ ‍ ‌‍‍‌‌‍‌​​ ‌‌‍‌‍​ ‌ ​ ​‍​ ‌‍​ ​​​ ‍‌‌‍‌​​ ​‌​‍ ‌​ ‌​​ ‌‌​ ‌​​ ‍‌​‍ ‌​ ‌​​ ‍​​ ‌ ​ ​​​‍ ‌‌‍​‌​ ‌​‌‍‌‍​ ‍‌​‍ ‌​ ​ ​ ‌‌​ ​ ‌‍‌​​ ‌‌‌‍‌‌‌‍​‍​ ​‌​ ‌‌‌‍​ ‌‍‌​​ ‌‍​ ‍ ‌ ‌​‌ ‍‌‌ ​​‌‍‌‌​ ‌‌‍‌‌‌ ‌‍‌‍‌‌‌‍ ‍‌ ‌​​ ‍ ‌ ​​‌‍​‌‌ ‌​‌‍‍​​ ‌‌‍​ ‌‍ ‌‍ ‍‌ ‌​‌‍‌‌‌‍ ‍‌ ‌​​‍‌‌​ ‌‌‌​​‍‌‌ ‌‍‍ ‌‍‌‌‌ ‍‌​‍‌‌​ ​ ‌​‌​​‍‌‌​ ​ ‌​‌​​‍‌‌​ ​‍​ ​‍‌‍‌‍​ ‌‍‌‍‌‍​ ‌‌‌‍‌​‌‍​ ‌‍​‌​ ​‌‌‍​ ‌‍‌‌​ ​‍​ ​ ​‍‌‌​ ​‍​ ​‍​‍‌‌​ ‌‌‌​‌​​‍ ‍‌‍​ ‌‍‍​‌‍‍‌‌‍ ​‌‍‌​‌ ​‍‌‍‌‌‌‍ ‍​‍‌‌​ ‌‌‌​​‍‌‌ ‌‍‍ ‌‍‌‌‌ ‍‌​‍‌‌​ ​ ‌​‌​​‍‌‌​ ​ ‌​‌​​‍‌‌​ ​‍​ ​‍​ ‌‍​ ​‍​ ‌‍​ ‌‍​ ‌‍‌‍​ ​ ‌ ​ ​‌‌‍‌‍​ ‌ ‌‍‌‍​ ‌​​‍‌‌​ ​‍​ ​‍​‍‌‌​ ‌‌‌​‌​​‍ ‍‌ ‌​‌‍‌‌‌ ‍​‌ ‌​​ ‌‍​‍‌‍​‌‌ ​ ‌‍‌‌‌‌‌‌‌ ​‍‌‍ ​​ ‌‌‍‍​‌ ‌​‌ ‌​‌ ​​‌ ​ ​‍‌‌​ ​ ‌​​‌​‍‌‌​ ​‍‌​‌‍​‍‌‌​ ​‍‌​‌‍‌‍​ ‌‍ ‌‌ ​ ​‍ ‍‌‍ ‌‌‍​‌‌‍‍‌‌‍ ‍​‍ ‍​ ​‍​ ​​​ ​‍​ ‌​‌ ​‍‌‍‌‌‌‍‌​‌‍‌‌‌ ​ ‌‍‍‌‌‍‌ ‌‍ ‍​‍ ‍‌ ​‍‌‍‍‌‌ ‌‍‌‍‌‌‌ ​‍‌‍‍ ‌‍‌‌‌‍‌‌‌ ​​‌‍‌‌‌ ​‍​‍ ‍‌‍ ‌ ​‍‌‍‌ ​‍‌‍‌‍‍‌‌‍‌​​ ‌‌‍‌‍​ ‌ ​ ​‍​ ‌‍​ ​​​ ‍‌‌‍‌​​ ​‌​‍ ‌​ ‌​​ ‌‌​ ‌​​ ‍‌​‍ ‌​ ‌​​ ‍​​ ‌ ​ ​​​‍ ‌‌‍​‌​ ‌​‌‍‌‍​ ‍‌​‍ ‌​ ​ ​ ‌‌​ ​ ‌‍‌​​ ‌‌‌‍‌‌‌‍​‍​ ​‌​ ‌‌‌‍​ ‌‍‌​​ ‌‍​‍‌‍‌ ‌​‌ ‍‌‌ ​​‌‍‌‌​ ‌‌‍‌‌‌ ‌‍‌‍‌‌‌‍ ‍‌ ‌​​‍‌‍‌ ​​‌‍​‌‌ ‌​‌‍‍​​ ‌‌‍​ ‌‍ ‌‍ ‍‌ ‌​‌‍‌‌‌‍ ‍‌ ‌​​‍‌‌​ ‌‌‌​​‍‌‌ ‌‍‍ ‌‍‌‌‌ ‍‌​‍‌‌​ ​ ‌​‌​​‍‌‌​ ​ ‌​‌​​‍‌‌​ ​‍​ ​‍‌‍‌‍​ ‌‍‌‍‌‍​ ‌‌‌‍‌​‌‍​ ‌‍​‌​ ​‌‌‍​ ‌‍‌‌​ ​‍​ ​ ​‍‌‌​ ​‍​ ​‍​‍‌‌​ ‌‌‌​‌​​‍ ‍‌‍​ ‌‍‍​‌‍‍‌‌‍ ​‌‍‌​‌ ​‍‌‍‌‌‌‍ ‍​‍‌‌​ ‌‌‌​​‍‌‌ ‌‍‍ ‌‍‌‌‌ ‍‌​‍‌‌​ ​ ‌​‌​​‍‌‌​ ​ ‌​‌​​‍‌‌​ ​‍​ ​‍​ ‌‍​ ​‍​ ‌‍​ ‌‍​ ‌‍‌‍​ ​ ‌ ​ ​‌‌‍‌‍​ ‌ ‌‍‌‍​ ‌​​‍‌‌​ ​‍​ ​‍​‍‌‌​ ‌‌‌​‌​​‍ ‍‌ ‌​‌‍‌‌‌ ‍​‌ ‌​​‍‌‍‌ ​​‌‍‌‌‌ ​‍‌ ​ ‌ ​​‌‍‌‌‌‍​ ‌ ‌​‌‍‍‌‌ ‌‍‌‍‌‌​ ‌‌ ​​‌ ‌‌‌‍​‍‌‍ ​‌‍‍‌‌ ​ ‌‍‍​‌‍‌‌‌‍‌​​‍​‍‌ ‌, 20 Main St, Ossining, NY 10562, 9
AM - 10 PM
Hudson Brewing Company​​​​‌ ‍ ​‍​‍‌‍ ‌ ​‍‌‍‍‌‌‍‌ ‌‍‍‌‌‍ ‍​‍​‍​ ‍‍​‍​‍‌ ​ ‌‍​‌‌‍ ‍‌‍‍‌‌ ‌​‌ ‍‌​‍ ‍‌‍‍‌‌‍ ​‍​‍​‍ ​​‍​‍‌‍‍​‌ ​‍‌‍‌‌‌‍‌‍​‍​‍​ ‍‍​‍​‍‌‍‍​‌ ‌​‌ ‌​‌ ​​‌ ​ ​ ‍‍​‍ ​‍ ‌‍​ ‌‍ ‌‌ ​ ​‍ ‍‌‍ ‌‌‍​‌‌‍‍‌‌‍ ‍​‍ ‍​ ​‍​ ​​​ ​‍​ ‌​‌ ​‍‌‍‌‌‌‍‌​‌‍‌‌‌ ​ ‌‍‍‌‌‍‌ ‌‍ ‍​‍ ‍‌ ​‍‌‍‍‌‌ ‌‍‌‍‌‌‌ ​‍‌‍‍ ‌‍‌‌‌‍‌‌‌ ​​‌‍‌‌‌ ​‍​‍ ‍‌‍ ‌ ​‍‌‍‌ ​‍ ‌‍‍‌‌‍ ‍‌ ‌​‌‍‌‌‌‍ ‍‌ ‌​​‍ ‌‍‌‌‌‍‌​‌‍‍‌‌ ‌​​‍ ‌‍ ‌‌‍ ‌‍‌​‌‍‌‌​ ‌‌ ​​‌ ​‍‌‍‌‌‌ ​ ‌‍‌‌‌‍ ‍‌ ‌​‌‍​‌‌ ‌​‌‍‍‌‌‍ ‌‍ ‍​ ‍ ‌‍‍‌‌‍‌​​ ‌‌‍‌‍​ ‌ ​ ​‍​ ‌‍​ ​​​ ‍‌‌‍‌​​ ​‌​‍ ‌​ ‌​​ ‌‌​ ‌​​ ‍‌​‍ ‌​ ‌​​ ‍​​ ‌ ​ ​​​‍ ‌‌‍​‌​ ‌​‌‍‌‍​ ‍‌​‍ ‌​ ​ ​ ‌‌​ ​ ‌‍‌​​ ‌‌‌‍‌‌‌‍​‍​ ​‌​ ‌‌‌‍​ ‌‍‌​​ ‌‍​ ‍ ‌ ‌​‌ ‍‌‌ ​​‌‍‌‌​ ‌‌‍‌‌‌ ‌‍‌‍‌‌‌‍ ‍‌ ‌​​ ‍ ‌ ​​‌‍​‌‌ ‌​‌‍‍​​ ‌‌‍​ ‌‍ ‌‍ ‍‌ ‌​‌‍‌‌‌‍ ‍‌ ‌​​‍‌‌​ ‌‌‌​​‍‌‌ ‌‍‍ ‌‍‌‌‌ ‍‌​‍‌‌​ ​ ‌​‌​​‍‌‌​ ​ ‌​‌​​‍‌‌​ ​‍​ ​‍‌‍‌‍​ ‌‍‌‍‌‍​ ‌‌‌‍‌​‌‍​ ‌‍​‌​ ​‌‌‍​ ‌‍‌‌​ ​‍​ ​ ​‍‌‌​ ​‍​ ​‍​‍‌‌​ ‌‌‌​‌​​‍ ‍‌‍​ ‌‍‍​‌‍‍‌‌‍ ​‌‍‌​‌ ​‍‌‍‌‌‌‍ ‍​‍‌‌​ ‌‌‌​​‍‌‌ ‌‍‍ ‌‍‌‌‌ ‍‌​‍‌‌​ ​ ‌​‌​​‍‌‌​ ​ ‌​‌​​‍‌‌​ ​‍​ ​‍​ ‌‌‌‍​‍​ ‌ ​ ‌​​ ‌ ​ ‌​‌‍‌‍​ ‌​‌‍‌‍​ ​‌‌‍​‌​ ​ ​‍‌‌​ ​‍​ ​‍​‍‌‌​ ‌‌‌​‌​​‍ ‍‌ ‌​‌‍‌‌‌ ‍​‌ ‌​​ ‌‍​‍‌‍​‌‌ ​ ‌‍‌‌‌‌‌‌‌ ​‍‌‍ ​​ ‌‌‍‍​‌ ‌​‌ ‌​‌ ​​‌ ​ ​‍‌‌​ ​ ‌​​‌​‍‌‌​ ​‍‌​‌‍​‍‌‌​ ​‍‌​‌‍‌‍​ ‌‍ ‌‌ ​ ​‍ ‍‌‍ ‌‌‍​‌‌‍‍‌‌‍ ‍​‍ ‍​ ​‍​ ​​​ ​‍​ ‌​‌ ​‍‌‍‌‌‌‍‌​‌‍‌‌‌ ​ ‌‍‍‌‌‍‌ ‌‍ ‍​‍ ‍‌ ​‍‌‍‍‌‌ ‌‍‌‍‌‌‌ ​‍‌‍‍ ‌‍‌‌‌‍‌‌‌ ​​‌‍‌‌‌ ​‍​‍ ‍‌‍ ‌ ​‍‌‍‌ ​‍‌‍‌‍‍‌‌‍‌​​ ‌‌‍‌‍​ ‌ ​ ​‍​ ‌‍​ ​​​ ‍‌‌‍‌​​ ​‌​‍ ‌​ ‌​​ ‌‌​ ‌​​ ‍‌​‍ ‌​ ‌​​ ‍​​ ‌ ​ ​​​‍ ‌‌‍​‌​ ‌​‌‍‌‍​ ‍‌​‍ ‌​ ​ ​ ‌‌​ ​ ‌‍‌​​ ‌‌‌‍‌‌‌‍​‍​ ​‌​ ‌‌‌‍​ ‌‍‌​​ ‌‍​‍‌‍‌ ‌​‌ ‍‌‌ ​​‌‍‌‌​ ‌‌‍‌‌‌ ‌‍‌‍‌‌‌‍ ‍‌ ‌​​‍‌‍‌ ​​‌‍​‌‌ ‌​‌‍‍​​ ‌‌‍​ ‌‍ ‌‍ ‍‌ ‌​‌‍‌‌‌‍ ‍‌ ‌​​‍‌‌​ ‌‌‌​​‍‌‌ ‌‍‍ ‌‍‌‌‌ ‍‌​‍‌‌​ ​ ‌​‌​​‍‌‌​ ​ ‌​‌​​‍‌‌​ ​‍​ ​‍‌‍‌‍​ ‌‍‌‍‌‍​ ‌‌‌‍‌​‌‍​ ‌‍​‌​ ​‌‌‍​ ‌‍‌‌​ ​‍​ ​ ​‍‌‌​ ​‍​ ​‍​‍‌‌​ ‌‌‌​‌​​‍ ‍‌‍​ ‌‍‍​‌‍‍‌‌‍ ​‌‍‌​‌ ​‍‌‍‌‌‌‍ ‍​‍‌‌​ ‌‌‌​​‍‌‌ ‌‍‍ ‌‍‌‌‌ ‍‌​‍‌‌​ ​ ‌​‌​​‍‌‌​ ​ ‌​‌​​‍‌‌​ ​‍​ ​‍​ ‌‌‌‍​‍​ ‌ ​ ‌​​ ‌ ​ ‌​‌‍‌‍​ ‌​‌‍‌‍​ ​‌‌‍​‌​ ​ ​‍‌‌​ ​‍​ ​‍​‍‌‌​ ‌‌‌​‌​​‍ ‍‌ ‌​‌‍‌‌‌ ‍​‌ ‌​​‍‌‍‌ ​​‌‍‌‌‌ ​‍‌ ​ ‌ ​​‌‍‌‌‌‍​ ‌ ‌​‌‍‍‌‌ ‌‍‌‍‌‌​ ‌‌ ​​‌ ‌‌‌‍​‍‌‍ ​‌‍‍‌‌ ​ ‌‍‍​‌‍‌‌‌‍‌​​‍​‍‌ ‌, 99 S 3rd St, Hudson, NY
12534, 12 PM - 10 PM
Hudson Valley Brewery​​​​‌ ‍ ​‍​‍‌‍ ‌ ​‍‌‍‍‌‌‍‌ ‌‍‍‌‌‍ ‍​‍​‍​ ‍‍​‍​‍‌ ​ ‌‍​‌‌‍ ‍‌‍‍‌‌ ‌​‌ ‍‌​‍ ‍‌‍‍‌‌‍ ​‍​‍​‍ ​​‍​‍‌‍‍​‌ ​‍‌‍‌‌‌‍‌‍​‍​‍​ ‍‍​‍​‍‌‍‍​‌ ‌​‌ ‌​‌ ​​‌ ​ ​ ‍‍​‍ ​‍ ‌‍​ ‌‍ ‌‌ ​ ​‍ ‍‌‍ ‌‌‍​‌‌‍‍‌‌‍ ‍​‍ ‍​ ​‍​ ​​​ ​‍​ ‌​‌ ​‍‌‍‌‌‌‍‌​‌‍‌‌‌ ​ ‌‍‍‌‌‍‌ ‌‍ ‍​‍ ‍‌ ​‍‌‍‍‌‌ ‌‍‌‍‌‌‌ ​‍‌‍‍ ‌‍‌‌‌‍‌‌‌ ​​‌‍‌‌‌ ​‍​‍ ‍‌‍ ‌ ​‍‌‍‌ ​‍ ‌‍‍‌‌‍ ‍‌ ‌​‌‍‌‌‌‍ ‍‌ ‌​​‍ ‌‍‌‌‌‍‌​‌‍‍‌‌ ‌​​‍ ‌‍ ‌‌‍ ‌‍‌​‌‍‌‌​ ‌‌ ​​‌ ​‍‌‍‌‌‌ ​ ‌‍‌‌‌‍ ‍‌ ‌​‌‍​‌‌ ‌​‌‍‍‌‌‍ ‌‍ ‍​ ‍ ‌‍‍‌‌‍‌​​ ‌‌‍‌‍​ ‌ ​ ​‍​ ‌‍​ ​​​ ‍‌‌‍‌​​ ​‌​‍ ‌​ ‌​​ ‌‌​ ‌​​ ‍‌​‍ ‌​ ‌​​ ‍​​ ‌ ​ ​​​‍ ‌‌‍​‌​ ‌​‌‍‌‍​ ‍‌​‍ ‌​ ​ ​ ‌‌​ ​ ‌‍‌​​ ‌‌‌‍‌‌‌‍​‍​ ​‌​ ‌‌‌‍​ ‌‍‌​​ ‌‍​ ‍ ‌ ‌​‌ ‍‌‌ ​​‌‍‌‌​ ‌‌‍‌‌‌ ‌‍‌‍‌‌‌‍ ‍‌ ‌​​ ‍ ‌ ​​‌‍​‌‌ ‌​‌‍‍​​ ‌‌‍​ ‌‍ ‌‍ ‍‌ ‌​‌‍‌‌‌‍ ‍‌ ‌​​‍‌‌​ ‌‌‌​​‍‌‌ ‌‍‍ ‌‍‌‌‌ ‍‌​‍‌‌​ ​ ‌​‌​​‍‌‌​ ​ ‌​‌​​‍‌‌​ ​‍​ ​‍‌‍‌‍​ ‌‍‌‍‌‍​ ‌‌‌‍‌​‌‍​ ‌‍​‌​ ​‌‌‍​ ‌‍‌‌​ ​‍​ ​ ​‍‌‌​ ​‍​ ​‍​‍‌‌​ ‌‌‌​‌​​‍ ‍‌‍​ ‌‍‍​‌‍‍‌‌‍ ​‌‍‌​‌ ​‍‌‍‌‌‌‍ ‍​‍‌‌​ ‌‌‌​​‍‌‌ ‌‍‍ ‌‍‌‌‌ ‍‌​‍‌‌​ ​ ‌​‌​​‍‌‌​ ​ ‌​‌​​‍‌‌​ ​‍​ ​‍‌‍​‍‌‍​‍‌‍‌​​ ​ ‌‍‌​‌‍​‌‌‍​‌‌‍​‍​ ‌ ​ ​‍​ ​‍​ ‍‌​‍‌‌​ ​‍​ ​‍​‍‌‌​ ‌‌‌​‌​​‍ ‍‌ ‌​‌‍‌‌‌ ‍​‌ ‌​​ ‌‍​‍‌‍​‌‌ ​ ‌‍‌‌‌‌‌‌‌ ​‍‌‍ ​​ ‌‌‍‍​‌ ‌​‌ ‌​‌ ​​‌ ​ ​‍‌‌​ ​ ‌​​‌​‍‌‌​ ​‍‌​‌‍​‍‌‌​ ​‍‌​‌‍‌‍​ ‌‍ ‌‌ ​ ​‍ ‍‌‍ ‌‌‍​‌‌‍‍‌‌‍ ‍​‍ ‍​ ​‍​ ​​​ ​‍​ ‌​‌ ​‍‌‍‌‌‌‍‌​‌‍‌‌‌ ​ ‌‍‍‌‌‍‌ ‌‍ ‍​‍ ‍‌ ​‍‌‍‍‌‌ ‌‍‌‍‌‌‌ ​‍‌‍‍ ‌‍‌‌‌‍‌‌‌ ​​‌‍‌‌‌ ​‍​‍ ‍‌‍ ‌ ​‍‌‍‌ ​‍‌‍‌‍‍‌‌‍‌​​ ‌‌‍‌‍​ ‌ ​ ​‍​ ‌‍​ ​​​ ‍‌‌‍‌​​ ​‌​‍ ‌​ ‌​​ ‌‌​ ‌​​ ‍‌​‍ ‌​ ‌​​ ‍​​ ‌ ​ ​​​‍ ‌‌‍​‌​ ‌​‌‍‌‍​ ‍‌​‍ ‌​ ​ ​ ‌‌​ ​ ‌‍‌​​ ‌‌‌‍‌‌‌‍​‍​ ​‌​ ‌‌‌‍​ ‌‍‌​​ ‌‍​‍‌‍‌ ‌​‌ ‍‌‌ ​​‌‍‌‌​ ‌‌‍‌‌‌ ‌‍‌‍‌‌‌‍ ‍‌ ‌​​‍‌‍‌ ​​‌‍​‌‌ ‌​‌‍‍​​ ‌‌‍​ ‌‍ ‌‍ ‍‌ ‌​‌‍‌‌‌‍ ‍‌ ‌​​‍‌‌​ ‌‌‌​​‍‌‌ ‌‍‍ ‌‍‌‌‌ ‍‌​‍‌‌​ ​ ‌​‌​​‍‌‌​ ​ ‌​‌​​‍‌‌​ ​‍​ ​‍‌‍‌‍​ ‌‍‌‍‌‍​ ‌‌‌‍‌​‌‍​ ‌‍​‌​ ​‌‌‍​ ‌‍‌‌​ ​‍​ ​ ​‍‌‌​ ​‍​ ​‍​‍‌‌​ ‌‌‌​‌​​‍ ‍‌‍​ ‌‍‍​‌‍‍‌‌‍ ​‌‍‌​‌ ​‍‌‍‌‌‌‍ ‍​‍‌‌​ ‌‌‌​​‍‌‌ ‌‍‍ ‌‍‌‌‌ ‍‌​‍‌‌​ ​ ‌​‌​​‍‌‌​ ​ ‌​‌​​‍‌‌​ ​‍​ ​‍‌‍​‍‌‍​‍‌‍‌​​ ​ ‌‍‌​‌‍​‌‌‍​‌‌‍​‍​ ‌ ​ ​‍​ ​‍​ ‍‌​‍‌‌​ ​‍​ ​‍​‍‌‌​ ‌‌‌​‌​​‍ ‍‌ ‌​‌‍‌‌‌ ‍​‌ ‌​​‍‌‍‌ ​​‌‍‌‌‌ ​‍‌ ​ ‌ ​​‌‍‌‌‌‍​ ‌ ‌​‌‍‍‌‌ ‌‍‌‍‌‌​ ‌‌ ​​‌ ‌‌‌‍​‍‌‍ ​‌‍‍‌‌ ​ ‌‍‍​‌‍‌‌‌‍‌​​‍​‍‌ ‌, 7 E Main St, Beacon, NY
12508, 12 PM - 10 PM
High Tide​​​​‌ ‍ ​‍​‍‌‍ ‌ ​‍‌‍‍‌‌‍‌ ‌‍‍‌‌‍ ‍​‍​‍​ ‍‍​‍​‍‌ ​ ‌‍​‌‌‍ ‍‌‍‍‌‌ ‌​‌ ‍‌​‍ ‍‌‍‍‌‌‍ ​‍​‍​‍ ​​‍​‍‌‍‍​‌ ​‍‌‍‌‌‌‍‌‍​‍​‍​ ‍‍​‍​‍‌‍‍​‌ ‌​‌ ‌​‌ ​​‌ ​ ​ ‍‍​‍ ​‍ ‌‍​ ‌‍ ‌‌ ​ ​‍ ‍‌‍ ‌‌‍​‌‌‍‍‌‌‍ ‍​‍ ‍​ ​‍​ ​​​ ​‍​ ‌​‌ ​‍‌‍‌‌‌‍‌​‌‍‌‌‌ ​ ‌‍‍‌‌‍‌ ‌‍ ‍​‍ ‍‌ ​‍‌‍‍‌‌ ‌‍‌‍‌‌‌ ​‍‌‍‍ ‌‍‌‌‌‍‌‌‌ ​​‌‍‌‌‌ ​‍​‍ ‍‌‍ ‌ ​‍‌‍‌ ​‍ ‌‍‍‌‌‍ ‍‌ ‌​‌‍‌‌‌‍ ‍‌ ‌​​‍ ‌‍‌‌‌‍‌​‌‍‍‌‌ ‌​​‍ ‌‍ ‌‌‍ ‌‍‌​‌‍‌‌​ ‌‌ ​​‌ ​‍‌‍‌‌‌ ​ ‌‍‌‌‌‍ ‍‌ ‌​‌‍​‌‌ ‌​‌‍‍‌‌‍ ‌‍ ‍​ ‍ ‌‍‍‌‌‍‌​​ ‌‌‍‌‍​ ‌ ​ ​‍​ ‌‍​ ​​​ ‍‌‌‍‌​​ ​‌​‍ ‌​ ‌​​ ‌‌​ ‌​​ ‍‌​‍ ‌​ ‌​​ ‍​​ ‌ ​ ​​​‍ ‌‌‍​‌​ ‌​‌‍‌‍​ ‍‌​‍ ‌​ ​ ​ ‌‌​ ​ ‌‍‌​​ ‌‌‌‍‌‌‌‍​‍​ ​‌​ ‌‌‌‍​ ‌‍‌​​ ‌‍​ ‍ ‌ ‌​‌ ‍‌‌ ​​‌‍‌‌​ ‌‌‍‌‌‌ ‌‍‌‍‌‌‌‍ ‍‌ ‌​​ ‍ ‌ ​​‌‍​‌‌ ‌​‌‍‍​​ ‌‌‍​ ‌‍ ‌‍ ‍‌ ‌​‌‍‌‌‌‍ ‍‌ ‌​​‍‌‌​ ‌‌‌​​‍‌‌ ‌‍‍ ‌‍‌‌‌ ‍‌​‍‌‌​ ​ ‌​‌​​‍‌‌​ ​ ‌​‌​​‍‌‌​ ​‍​ ​‍‌‍‌‍​ ‌‍‌‍‌‍​ ‌‌‌‍‌​‌‍​ ‌‍​‌​ ​‌‌‍​ ‌‍‌‌​ ​‍​ ​ ​‍‌‌​ ​‍​ ​‍​‍‌‌​ ‌‌‌​‌​​‍ ‍‌‍​ ‌‍‍​‌‍‍‌‌‍ ​‌‍‌​‌ ​‍‌‍‌‌‌‍ ‍​‍‌‌​ ‌‌‌​​‍‌‌ ‌‍‍ ‌‍‌‌‌ ‍‌​‍‌‌​ ​ ‌​‌​​‍‌‌​ ​ ‌​‌​​‍‌‌​ ​‍​ ​‍​ ‍‌​ ​‌‌‍‌‌‌‍‌‌​ ‌​​ ‌‍​ ​‍​ ‌ ‌‍​ ​ ‌‌‌‍​ ​ ‌‍​‍‌‌​ ​‍​ ​‍​‍‌‌​ ‌‌‌​‌​​‍ ‍‌ ‌​‌‍‌‌‌ ‍​‌ ‌​​ ‌‍​‍‌‍​‌‌ ​ ‌‍‌‌‌‌‌‌‌ ​‍‌‍ ​​ ‌‌‍‍​‌ ‌​‌ ‌​‌ ​​‌ ​ ​‍‌‌​ ​ ‌​​‌​‍‌‌​ ​‍‌​‌‍​‍‌‌​ ​‍‌​‌‍‌‍​ ‌‍ ‌‌ ​ ​‍ ‍‌‍ ‌‌‍​‌‌‍‍‌‌‍ ‍​‍ ‍​ ​‍​ ​​​ ​‍​ ‌​‌ ​‍‌‍‌‌‌‍‌​‌‍‌‌‌ ​ ‌‍‍‌‌‍‌ ‌‍ ‍​‍ ‍‌ ​‍‌‍‍‌‌ ‌‍‌‍‌‌‌ ​‍‌‍‍ ‌‍‌‌‌‍‌‌‌ ​​‌‍‌‌‌ ​‍​‍ ‍‌‍ ‌ ​‍‌‍‌ ​‍‌‍‌‍‍‌‌‍‌​​ ‌‌‍‌‍​ ‌ ​ ​‍​ ‌‍​ ​​​ ‍‌‌‍‌​​ ​‌​‍ ‌​ ‌​​ ‌‌​ ‌​​ ‍‌​‍ ‌​ ‌​​ ‍​​ ‌ ​ ​​​‍ ‌‌‍​‌​ ‌​‌‍‌‍​ ‍‌​‍ ‌​ ​ ​ ‌‌​ ​ ‌‍‌​​ ‌‌‌‍‌‌‌‍​‍​ ​‌​ ‌‌‌‍​ ‌‍‌​​ ‌‍​‍‌‍‌ ‌​‌ ‍‌‌ ​​‌‍‌‌​ ‌‌‍‌‌‌ ‌‍‌‍‌‌‌‍ ‍‌ ‌​​‍‌‍‌ ​​‌‍​‌‌ ‌​‌‍‍​​ ‌‌‍​ ‌‍ ‌‍ ‍‌ ‌​‌‍‌‌‌‍ ‍‌ ‌​​‍‌‌​ ‌‌‌​​‍‌‌ ‌‍‍ ‌‍‌‌‌ ‍‌​‍‌‌​ ​ ‌​‌​​‍‌‌​ ​ ‌​‌​​‍‌‌​ ​‍​ ​‍‌‍‌‍​ ‌‍‌‍‌‍​ ‌‌‌‍‌​‌‍​ ‌‍​‌​ ​‌‌‍​ ‌‍‌‌​ ​‍​ ​ ​‍‌‌​ ​‍​ ​‍​‍‌‌​ ‌‌‌​‌​​‍ ‍‌‍​ ‌‍‍​‌‍‍‌‌‍ ​‌‍‌​‌ ​‍‌‍‌‌‌‍ ‍​‍‌‌​ ‌‌‌​​‍‌‌ ‌‍‍ ‌‍‌‌‌ ‍‌​‍‌‌​ ​ ‌​‌​​‍‌‌​ ​ ‌​‌​​‍‌‌​ ​‍​ ​‍​ ‍‌​ ​‌‌‍‌‌‌‍‌‌​ ‌​​ ‌‍​ ​‍​ ‌ ‌‍​ ​ ‌‌‌‍​ ​ ‌‍​‍‌‌​ ​‍​ ​‍​‍‌‌​ ‌‌‌​‌​​‍ ‍‌ ‌​‌‍‌‌‌ ‍​‌ ‌​​‍‌‍‌ ​​‌‍‌‌‌ ​‍‌ ​ ‌ ​​‌‍‌‌‌‍​ ‌ ‌​‌‍‍‌‌ ‌‍‌‍‌‌​ ‌‌ ​​‌ ‌‌‌‍​‍‌‍ ​‌‍‍‌‌ ​ ‌‍‍​‌‍‌‌‌‍‌​​‍​‍‌ ‌, 1 Water Street, Brooklyn, NY 11201, 11 AM -
10 PM
Industrial Arts Brewing Company​​​​‌ ‍ ​‍​‍‌‍ ‌ ​‍‌‍‍‌‌‍‌ ‌‍‍‌‌‍ ‍​‍​‍​ ‍‍​‍​‍‌ ​ ‌‍​‌‌‍ ‍‌‍‍‌‌ ‌​‌ ‍‌​‍ ‍‌‍‍‌‌‍ ​‍​‍​‍ ​​‍​‍‌‍‍​‌ ​‍‌‍‌‌‌‍‌‍​‍​‍​ ‍‍​‍​‍‌‍‍​‌ ‌​‌ ‌​‌ ​​‌ ​ ​ ‍‍​‍ ​‍ ‌‍​ ‌‍ ‌‌ ​ ​‍ ‍‌‍ ‌‌‍​‌‌‍‍‌‌‍ ‍​‍ ‍​ ​‍​ ​​​ ​‍​ ‌​‌ ​‍‌‍‌‌‌‍‌​‌‍‌‌‌ ​ ‌‍‍‌‌‍‌ ‌‍ ‍​‍ ‍‌ ​‍‌‍‍‌‌ ‌‍‌‍‌‌‌ ​‍‌‍‍ ‌‍‌‌‌‍‌‌‌ ​​‌‍‌‌‌ ​‍​‍ ‍‌‍ ‌ ​‍‌‍‌ ​‍ ‌‍‍‌‌‍ ‍‌ ‌​‌‍‌‌‌‍ ‍‌ ‌​​‍ ‌‍‌‌‌‍‌​‌‍‍‌‌ ‌​​‍ ‌‍ ‌‌‍ ‌‍‌​‌‍‌‌​ ‌‌ ​​‌ ​‍‌‍‌‌‌ ​ ‌‍‌‌‌‍ ‍‌ ‌​‌‍​‌‌ ‌​‌‍‍‌‌‍ ‌‍ ‍​ ‍ ‌‍‍‌‌‍‌​​ ‌‌‍‌‍​ ‌ ​ ​‍​ ‌‍​ ​​​ ‍‌‌‍‌​​ ​‌​‍ ‌​ ‌​​ ‌‌​ ‌​​ ‍‌​‍ ‌​ ‌​​ ‍​​ ‌ ​ ​​​‍ ‌‌‍​‌​ ‌​‌‍‌‍​ ‍‌​‍ ‌​ ​ ​ ‌‌​ ​ ‌‍‌​​ ‌‌‌‍‌‌‌‍​‍​ ​‌​ ‌‌‌‍​ ‌‍‌​​ ‌‍​ ‍ ‌ ‌​‌ ‍‌‌ ​​‌‍‌‌​ ‌‌‍‌‌‌ ‌‍‌‍‌‌‌‍ ‍‌ ‌​​ ‍ ‌ ​​‌‍​‌‌ ‌​‌‍‍​​ ‌‌‍​ ‌‍ ‌‍ ‍‌ ‌​‌‍‌‌‌‍ ‍‌ ‌​​‍‌‌​ ‌‌‌​​‍‌‌ ‌‍‍ ‌‍‌‌‌ ‍‌​‍‌‌​ ​ ‌​‌​​‍‌‌​ ​ ‌​‌​​‍‌‌​ ​‍​ ​‍‌‍‌‍​ ‌‍‌‍‌‍​ ‌‌‌‍‌​‌‍​ ‌‍​‌​ ​‌‌‍​ ‌‍‌‌​ ​‍​ ​ ​‍‌‌​ ​‍​ ​‍​‍‌‌​ ‌‌‌​‌​​‍ ‍‌‍​ ‌‍‍​‌‍‍‌‌‍ ​‌‍‌​‌ ​‍‌‍‌‌‌‍ ‍​‍‌‌​ ‌‌‌​​‍‌‌ ‌‍‍ ‌‍‌‌‌ ‍‌​‍‌‌​ ​ ‌​‌​​‍‌‌​ ​ ‌​‌​​‍‌‌​ ​‍​ ​‍​ ‌ ‌‍‌‍​ ‌‌​ ​‌​ ‌‍‌‍​ ‌‍​‍‌‍‌‌‌‍​‍​ ‌‍​ ​​‌‍​‍​‍‌‌​ ​‍​ ​‍​‍‌‌​ ‌‌‌​‌​​‍ ‍‌ ‌​‌‍‌‌‌ ‍​‌ ‌​​ ‌‍​‍‌‍​‌‌ ​ ‌‍‌‌‌‌‌‌‌ ​‍‌‍ ​​ ‌‌‍‍​‌ ‌​‌ ‌​‌ ​​‌ ​ ​‍‌‌​ ​ ‌​​‌​‍‌‌​ ​‍‌​‌‍​‍‌‌​ ​‍‌​‌‍‌‍​ ‌‍ ‌‌ ​ ​‍ ‍‌‍ ‌‌‍​‌‌‍‍‌‌‍ ‍​‍ ‍​ ​‍​ ​​​ ​‍​ ‌​‌ ​‍‌‍‌‌‌‍‌​‌‍‌‌‌ ​ ‌‍‍‌‌‍‌ ‌‍ ‍​‍ ‍‌ ​‍‌‍‍‌‌ ‌‍‌‍‌‌‌ ​‍‌‍‍ ‌‍‌‌‌‍‌‌‌ ​​‌‍‌‌‌ ​‍​‍ ‍‌‍ ‌ ​‍‌‍‌ ​‍‌‍‌‍‍‌‌‍‌​​ ‌‌‍‌‍​ ‌ ​ ​‍​ ‌‍​ ​​​ ‍‌‌‍‌​​ ​‌​‍ ‌​ ‌​​ ‌‌​ ‌​​ ‍‌​‍ ‌​ ‌​​ ‍​​ ‌ ​ ​​​‍ ‌‌‍​‌​ ‌​‌‍‌‍​ ‍‌​‍ ‌​ ​ ​ ‌‌​ ​ ‌‍‌​​ ‌‌‌‍‌‌‌‍​‍​ ​‌​ ‌‌‌‍​ ‌‍‌​​ ‌‍​‍‌‍‌ ‌​‌ ‍‌‌ ​​‌‍‌‌​ ‌‌‍‌‌‌ ‌‍‌‍‌‌‌‍ ‍‌ ‌​​‍‌‍‌ ​​‌‍​‌‌ ‌​‌‍‍​​ ‌‌‍​ ‌‍ ‌‍ ‍‌ ‌​‌‍‌‌‌‍ ‍‌ ‌​​‍‌‌​ ‌‌‌​​‍‌‌ ‌‍‍ ‌‍‌‌‌ ‍‌​‍‌‌​ ​ ‌​‌​​‍‌‌​ ​ ‌​‌​​‍‌‌​ ​‍​ ​‍‌‍‌‍​ ‌‍‌‍‌‍​ ‌‌‌‍‌​‌‍​ ‌‍​‌​ ​‌‌‍​ ‌‍‌‌​ ​‍​ ​ ​‍‌‌​ ​‍​ ​‍​‍‌‌​ ‌‌‌​‌​​‍ ‍‌‍​ ‌‍‍​‌‍‍‌‌‍ ​‌‍‌​‌ ​‍‌‍‌‌‌‍ ‍​‍‌‌​ ‌‌‌​​‍‌‌ ‌‍‍ ‌‍‌‌‌ ‍‌​‍‌‌​ ​ ‌​‌​​‍‌‌​ ​ ‌​‌​​‍‌‌​ ​‍​ ​‍​ ‌ ‌‍‌‍​ ‌‌​ ​‌​ ‌‍‌‍​ ‌‍​‍‌‍‌‌‌‍​‍​ ‌‍​ ​​‌‍​‍​‍‌‌​ ​‍​ ​‍​‍‌‌​ ‌‌‌​‌​​‍ ‍‌ ‌​‌‍‌‌‌ ‍​‌ ‌​​‍‌‍‌ ​​‌‍‌‌‌ ​‍‌ ​ ‌ ​​‌‍‌‌‌‍​ ‌ ‌​‌‍‍‌‌ ‌‍‌‍‌‌​ ‌‌ ​​‌ ‌‌‌‍​‍‌‍ ​‌‍‍‌‌ ​ ‌‍‍​‌‍‌‌‌‍‌​​‍​‍‌ ‌, 511 Fishkill Ave,
Beacon, NY 12508, 12 PM - 10 PM
Keegan Ales​​​​‌ ‍ ​‍​‍‌‍ ‌ ​‍‌‍‍‌‌‍‌ ‌‍‍‌‌‍ ‍​‍​‍​ ‍‍​‍​‍‌ ​ ‌‍​‌‌‍ ‍‌‍‍‌‌ ‌​‌ ‍‌​‍ ‍‌‍‍‌‌‍ ​‍​‍​‍ ​​‍​‍‌‍‍​‌ ​‍‌‍‌‌‌‍‌‍​‍​‍​ ‍‍​‍​‍‌‍‍​‌ ‌​‌ ‌​‌ ​​‌ ​ ​ ‍‍​‍ ​‍ ‌‍​ ‌‍ ‌‌ ​ ​‍ ‍‌‍ ‌‌‍​‌‌‍‍‌‌‍ ‍​‍ ‍​ ​‍​ ​​​ ​‍​ ‌​‌ ​‍‌‍‌‌‌‍‌​‌‍‌‌‌ ​ ‌‍‍‌‌‍‌ ‌‍ ‍​‍ ‍‌ ​‍‌‍‍‌‌ ‌‍‌‍‌‌‌ ​‍‌‍‍ ‌‍‌‌‌‍‌‌‌ ​​‌‍‌‌‌ ​‍​‍ ‍‌‍ ‌ ​‍‌‍‌ ​‍ ‌‍‍‌‌‍ ‍‌ ‌​‌‍‌‌‌‍ ‍‌ ‌​​‍ ‌‍‌‌‌‍‌​‌‍‍‌‌ ‌​​‍ ‌‍ ‌‌‍ ‌‍‌​‌‍‌‌​ ‌‌ ​​‌ ​‍‌‍‌‌‌ ​ ‌‍‌‌‌‍ ‍‌ ‌​‌‍​‌‌ ‌​‌‍‍‌‌‍ ‌‍ ‍​ ‍ ‌‍‍‌‌‍‌​​ ‌‌‍‌‍​ ‌ ​ ​‍​ ‌‍​ ​​​ ‍‌‌‍‌​​ ​‌​‍ ‌​ ‌​​ ‌‌​ ‌​​ ‍‌​‍ ‌​ ‌​​ ‍​​ ‌ ​ ​​​‍ ‌‌‍​‌​ ‌​‌‍‌‍​ ‍‌​‍ ‌​ ​ ​ ‌‌​ ​ ‌‍‌​​ ‌‌‌‍‌‌‌‍​‍​ ​‌​ ‌‌‌‍​ ‌‍‌​​ ‌‍​ ‍ ‌ ‌​‌ ‍‌‌ ​​‌‍‌‌​ ‌‌‍‌‌‌ ‌‍‌‍‌‌‌‍ ‍‌ ‌​​ ‍ ‌ ​​‌‍​‌‌ ‌​‌‍‍​​ ‌‌‍​ ‌‍ ‌‍ ‍‌ ‌​‌‍‌‌‌‍ ‍‌ ‌​​‍‌‌​ ‌‌‌​​‍‌‌ ‌‍‍ ‌‍‌‌‌ ‍‌​‍‌‌​ ​ ‌​‌​​‍‌‌​ ​ ‌​‌​​‍‌‌​ ​‍​ ​‍‌‍‌‍​ ‌‍‌‍‌‍​ ‌‌‌‍‌​‌‍​ ‌‍​‌​ ​‌‌‍​ ‌‍‌‌​ ​‍​ ​ ​‍‌‌​ ​‍​ ​‍​‍‌‌​ ‌‌‌​‌​​‍ ‍‌‍​ ‌‍‍​‌‍‍‌‌‍ ​‌‍‌​‌ ​‍‌‍‌‌‌‍ ‍​‍‌‌​ ‌‌‌​​‍‌‌ ‌‍‍ ‌‍‌‌‌ ‍‌​‍‌‌​ ​ ‌​‌​​‍‌‌​ ​ ‌​‌​​‍‌‌​ ​‍​ ​‍​ ‌ ​ ‌ ​ ​ ​ ‌‍​ ​‍‌‍‌​‌‍‌‍​ ‌ ‌‍​‌​ ‍​​ ‌ ​ ‌‍​‍‌‌​ ​‍​ ​‍​‍‌‌​ ‌‌‌​‌​​‍ ‍‌ ‌​‌‍‌‌‌ ‍​‌ ‌​​ ‌‍​‍‌‍​‌‌ ​ ‌‍‌‌‌‌‌‌‌ ​‍‌‍ ​​ ‌‌‍‍​‌ ‌​‌ ‌​‌ ​​‌ ​ ​‍‌‌​ ​ ‌​​‌​‍‌‌​ ​‍‌​‌‍​‍‌‌​ ​‍‌​‌‍‌‍​ ‌‍ ‌‌ ​ ​‍ ‍‌‍ ‌‌‍​‌‌‍‍‌‌‍ ‍​‍ ‍​ ​‍​ ​​​ ​‍​ ‌​‌ ​‍‌‍‌‌‌‍‌​‌‍‌‌‌ ​ ‌‍‍‌‌‍‌ ‌‍ ‍​‍ ‍‌ ​‍‌‍‍‌‌ ‌‍‌‍‌‌‌ ​‍‌‍‍ ‌‍‌‌‌‍‌‌‌ ​​‌‍‌‌‌ ​‍​‍ ‍‌‍ ‌ ​‍‌‍‌ ​‍‌‍‌‍‍‌‌‍‌​​ ‌‌‍‌‍​ ‌ ​ ​‍​ ‌‍​ ​​​ ‍‌‌‍‌​​ ​‌​‍ ‌​ ‌​​ ‌‌​ ‌​​ ‍‌​‍ ‌​ ‌​​ ‍​​ ‌ ​ ​​​‍ ‌‌‍​‌​ ‌​‌‍‌‍​ ‍‌​‍ ‌​ ​ ​ ‌‌​ ​ ‌‍‌​​ ‌‌‌‍‌‌‌‍​‍​ ​‌​ ‌‌‌‍​ ‌‍‌​​ ‌‍​‍‌‍‌ ‌​‌ ‍‌‌ ​​‌‍‌‌​ ‌‌‍‌‌‌ ‌‍‌‍‌‌‌‍ ‍‌ ‌​​‍‌‍‌ ​​‌‍​‌‌ ‌​‌‍‍​​ ‌‌‍​ ‌‍ ‌‍ ‍‌ ‌​‌‍‌‌‌‍ ‍‌ ‌​​‍‌‌​ ‌‌‌​​‍‌‌ ‌‍‍ ‌‍‌‌‌ ‍‌​‍‌‌​ ​ ‌​‌​​‍‌‌​ ​ ‌​‌​​‍‌‌​ ​‍​ ​‍‌‍‌‍​ ‌‍‌‍‌‍​ ‌‌‌‍‌​‌‍​ ‌‍​‌​ ​‌‌‍​ ‌‍‌‌​ ​‍​ ​ ​‍‌‌​ ​‍​ ​‍​‍‌‌​ ‌‌‌​‌​​‍ ‍‌‍​ ‌‍‍​‌‍‍‌‌‍ ​‌‍‌​‌ ​‍‌‍‌‌‌‍ ‍​‍‌‌​ ‌‌‌​​‍‌‌ ‌‍‍ ‌‍‌‌‌ ‍‌​‍‌‌​ ​ ‌​‌​​‍‌‌​ ​ ‌​‌​​‍‌‌​ ​‍​ ​‍​ ‌ ​ ‌ ​ ​ ​ ‌‍​ ​‍‌‍‌​‌‍‌‍​ ‌ ‌‍​‌​ ‍​​ ‌ ​ ‌‍​‍‌‌​ ​‍​ ​‍​‍‌‌​ ‌‌‌​‌​​‍ ‍‌ ‌​‌‍‌‌‌ ‍​‌ ‌​​‍‌‍‌ ​​‌‍‌‌‌ ​‍‌ ​ ‌ ​​‌‍‌‌‌‍​ ‌ ‌​‌‍‍‌‌ ‌‍‌‍‌‌​ ‌‌ ​​‌ ‌‌‌‍​‍‌‍ ​‌‍‍‌‌ ​ ‌‍‍​‌‍‌‌‌‍‌​​‍​‍‌ ‌, 20 St James St, Kingston, NY 12401, 12
PM - 10 PM
Kingston Standard Brewing Co.​​​​‌ ‍ ​‍​‍‌‍ ‌ ​‍‌‍‍‌‌‍‌ ‌‍‍‌‌‍ ‍​‍​‍​ ‍‍​‍​‍‌ ​ ‌‍​‌‌‍ ‍‌‍‍‌‌ ‌​‌ ‍‌​‍ ‍‌‍‍‌‌‍ ​‍​‍​‍ ​​‍​‍‌‍‍​‌ ​‍‌‍‌‌‌‍‌‍​‍​‍​ ‍‍​‍​‍‌‍‍​‌ ‌​‌ ‌​‌ ​​‌ ​ ​ ‍‍​‍ ​‍ ‌‍​ ‌‍ ‌‌ ​ ​‍ ‍‌‍ ‌‌‍​‌‌‍‍‌‌‍ ‍​‍ ‍​ ​‍​ ​​​ ​‍​ ‌​‌ ​‍‌‍‌‌‌‍‌​‌‍‌‌‌ ​ ‌‍‍‌‌‍‌ ‌‍ ‍​‍ ‍‌ ​‍‌‍‍‌‌ ‌‍‌‍‌‌‌ ​‍‌‍‍ ‌‍‌‌‌‍‌‌‌ ​​‌‍‌‌‌ ​‍​‍ ‍‌‍ ‌ ​‍‌‍‌ ​‍ ‌‍‍‌‌‍ ‍‌ ‌​‌‍‌‌‌‍ ‍‌ ‌​​‍ ‌‍‌‌‌‍‌​‌‍‍‌‌ ‌​​‍ ‌‍ ‌‌‍ ‌‍‌​‌‍‌‌​ ‌‌ ​​‌ ​‍‌‍‌‌‌ ​ ‌‍‌‌‌‍ ‍‌ ‌​‌‍​‌‌ ‌​‌‍‍‌‌‍ ‌‍ ‍​ ‍ ‌‍‍‌‌‍‌​​ ‌‌‍‌‍​ ‌ ​ ​‍​ ‌‍​ ​​​ ‍‌‌‍‌​​ ​‌​‍ ‌​ ‌​​ ‌‌​ ‌​​ ‍‌​‍ ‌​ ‌​​ ‍​​ ‌ ​ ​​​‍ ‌‌‍​‌​ ‌​‌‍‌‍​ ‍‌​‍ ‌​ ​ ​ ‌‌​ ​ ‌‍‌​​ ‌‌‌‍‌‌‌‍​‍​ ​‌​ ‌‌‌‍​ ‌‍‌​​ ‌‍​ ‍ ‌ ‌​‌ ‍‌‌ ​​‌‍‌‌​ ‌‌‍‌‌‌ ‌‍‌‍‌‌‌‍ ‍‌ ‌​​ ‍ ‌ ​​‌‍​‌‌ ‌​‌‍‍​​ ‌‌‍​ ‌‍ ‌‍ ‍‌ ‌​‌‍‌‌‌‍ ‍‌ ‌​​‍‌‌​ ‌‌‌​​‍‌‌ ‌‍‍ ‌‍‌‌‌ ‍‌​‍‌‌​ ​ ‌​‌​​‍‌‌​ ​ ‌​‌​​‍‌‌​ ​‍​ ​‍‌‍‌‍​ ‌‍‌‍‌‍​ ‌‌‌‍‌​‌‍​ ‌‍​‌​ ​‌‌‍​ ‌‍‌‌​ ​‍​ ​ ​‍‌‌​ ​‍​ ​‍​‍‌‌​ ‌‌‌​‌​​‍ ‍‌‍​ ‌‍‍​‌‍‍‌‌‍ ​‌‍‌​‌ ​‍‌‍‌‌‌‍ ‍​‍‌‌​ ‌‌‌​​‍‌‌ ‌‍‍ ‌‍‌‌‌ ‍‌​‍‌‌​ ​ ‌​‌​​‍‌‌​ ​ ‌​‌​​‍‌‌​ ​‍​ ​‍​ ‌‍​ ‌​​ ‌‌‌‍‌‍​ ​​‌‍​‍‌‍​‍​ ​ ‌‍​‌​ ‌ ​ ‌‌​ ​‌​‍‌‌​ ​‍​ ​‍​‍‌‌​ ‌‌‌​‌​​‍ ‍‌ ‌​‌‍‌‌‌ ‍​‌ ‌​​ ‌‍​‍‌‍​‌‌ ​ ‌‍‌‌‌‌‌‌‌ ​‍‌‍ ​​ ‌‌‍‍​‌ ‌​‌ ‌​‌ ​​‌ ​ ​‍‌‌​ ​ ‌​​‌​‍‌‌​ ​‍‌​‌‍​‍‌‌​ ​‍‌​‌‍‌‍​ ‌‍ ‌‌ ​ ​‍ ‍‌‍ ‌‌‍​‌‌‍‍‌‌‍ ‍​‍ ‍​ ​‍​ ​​​ ​‍​ ‌​‌ ​‍‌‍‌‌‌‍‌​‌‍‌‌‌ ​ ‌‍‍‌‌‍‌ ‌‍ ‍​‍ ‍‌ ​‍‌‍‍‌‌ ‌‍‌‍‌‌‌ ​‍‌‍‍ ‌‍‌‌‌‍‌‌‌ ​​‌‍‌‌‌ ​‍​‍ ‍‌‍ ‌ ​‍‌‍‌ ​‍‌‍‌‍‍‌‌‍‌​​ ‌‌‍‌‍​ ‌ ​ ​‍​ ‌‍​ ​​​ ‍‌‌‍‌​​ ​‌​‍ ‌​ ‌​​ ‌‌​ ‌​​ ‍‌​‍ ‌​ ‌​​ ‍​​ ‌ ​ ​​​‍ ‌‌‍​‌​ ‌​‌‍‌‍​ ‍‌​‍ ‌​ ​ ​ ‌‌​ ​ ‌‍‌​​ ‌‌‌‍‌‌‌‍​‍​ ​‌​ ‌‌‌‍​ ‌‍‌​​ ‌‍​‍‌‍‌ ‌​‌ ‍‌‌ ​​‌‍‌‌​ ‌‌‍‌‌‌ ‌‍‌‍‌‌‌‍ ‍‌ ‌​​‍‌‍‌ ​​‌‍​‌‌ ‌​‌‍‍​​ ‌‌‍​ ‌‍ ‌‍ ‍‌ ‌​‌‍‌‌‌‍ ‍‌ ‌​​‍‌‌​ ‌‌‌​​‍‌‌ ‌‍‍ ‌‍‌‌‌ ‍‌​‍‌‌​ ​ ‌​‌​​‍‌‌​ ​ ‌​‌​​‍‌‌​ ​‍​ ​‍‌‍‌‍​ ‌‍‌‍‌‍​ ‌‌‌‍‌​‌‍​ ‌‍​‌​ ​‌‌‍​ ‌‍‌‌​ ​‍​ ​ ​‍‌‌​ ​‍​ ​‍​‍‌‌​ ‌‌‌​‌​​‍ ‍‌‍​ ‌‍‍​‌‍‍‌‌‍ ​‌‍‌​‌ ​‍‌‍‌‌‌‍ ‍​‍‌‌​ ‌‌‌​​‍‌‌ ‌‍‍ ‌‍‌‌‌ ‍‌​‍‌‌​ ​ ‌​‌​​‍‌‌​ ​ ‌​‌​​‍‌‌​ ​‍​ ​‍​ ‌‍​ ‌​​ ‌‌‌‍‌‍​ ​​‌‍​‍‌‍​‍​ ​ ‌‍​‌​ ‌ ​ ‌‌​ ​‌​‍‌‌​ ​‍​ ​‍​‍‌‌​ ‌‌‌​‌​​‍ ‍‌ ‌​‌‍‌‌‌ ‍​‌ ‌​​‍‌‍‌ ​​‌‍‌‌‌ ​‍‌ ​ ‌ ​​‌‍‌‌‌‍​ ‌ ‌​‌‍‍‌‌ ‌‍‌‍‌‌​ ‌‌ ​​‌ ‌‌‌‍​‍‌‍ ​‌‍‍‌‌ ​ ‌‍‍​‌‍‌‌‌‍‌​​‍​‍‌ ‌, 22 Jansen Ave,
Kingston, NY 12401, 12 PM - 10 PM
Mill House Brewing Company​​​​‌ ‍ ​‍​‍‌‍ ‌ ​‍‌‍‍‌‌‍‌ ‌‍‍‌‌‍ ‍​‍​‍​ ‍‍​‍​‍‌ ​ ‌‍​‌‌‍ ‍‌‍‍‌‌ ‌​‌ ‍‌​‍ ‍‌‍‍‌‌‍ ​‍​‍​‍ ​​‍​‍‌‍‍​‌ ​‍‌‍‌‌‌‍‌‍​‍​‍​ ‍‍​‍​‍‌‍‍​‌ ‌​‌ ‌​‌ ​​‌ ​ ​ ‍‍​‍ ​‍ ‌‍​ ‌‍ ‌‌ ​ ​‍ ‍‌‍ ‌‌‍​‌‌‍‍‌‌‍ ‍​‍ ‍​ ​‍​ ​​​ ​‍​ ‌​‌ ​‍‌‍‌‌‌‍‌​‌‍‌‌‌ ​ ‌‍‍‌‌‍‌ ‌‍ ‍​‍ ‍‌ ​‍‌‍‍‌‌ ‌‍‌‍‌‌‌ ​‍‌‍‍ ‌‍‌‌‌‍‌‌‌ ​​‌‍‌‌‌ ​‍​‍ ‍‌‍ ‌ ​‍‌‍‌ ​‍ ‌‍‍‌‌‍ ‍‌ ‌​‌‍‌‌‌‍ ‍‌ ‌​​‍ ‌‍‌‌‌‍‌​‌‍‍‌‌ ‌​​‍ ‌‍ ‌‌‍ ‌‍‌​‌‍‌‌​ ‌‌ ​​‌ ​‍‌‍‌‌‌ ​ ‌‍‌‌‌‍ ‍‌ ‌​‌‍​‌‌ ‌​‌‍‍‌‌‍ ‌‍ ‍​ ‍ ‌‍‍‌‌‍‌​​ ‌‌‍‌‍​ ‌ ​ ​‍​ ‌‍​ ​​​ ‍‌‌‍‌​​ ​‌​‍ ‌​ ‌​​ ‌‌​ ‌​​ ‍‌​‍ ‌​ ‌​​ ‍​​ ‌ ​ ​​​‍ ‌‌‍​‌​ ‌​‌‍‌‍​ ‍‌​‍ ‌​ ​ ​ ‌‌​ ​ ‌‍‌​​ ‌‌‌‍‌‌‌‍​‍​ ​‌​ ‌‌‌‍​ ‌‍‌​​ ‌‍​ ‍ ‌ ‌​‌ ‍‌‌ ​​‌‍‌‌​ ‌‌‍‌‌‌ ‌‍‌‍‌‌‌‍ ‍‌ ‌​​ ‍ ‌ ​​‌‍​‌‌ ‌​‌‍‍​​ ‌‌‍​ ‌‍ ‌‍ ‍‌ ‌​‌‍‌‌‌‍ ‍‌ ‌​​‍‌‌​ ‌‌‌​​‍‌‌ ‌‍‍ ‌‍‌‌‌ ‍‌​‍‌‌​ ​ ‌​‌​​‍‌‌​ ​ ‌​‌​​‍‌‌​ ​‍​ ​‍‌‍‌‍​ ‌‍‌‍‌‍​ ‌‌‌‍‌​‌‍​ ‌‍​‌​ ​‌‌‍​ ‌‍‌‌​ ​‍​ ​ ​‍‌‌​ ​‍​ ​‍​‍‌‌​ ‌‌‌​‌​​‍ ‍‌‍​ ‌‍‍​‌‍‍‌‌‍ ​‌‍‌​‌ ​‍‌‍‌‌‌‍ ‍​‍‌‌​ ‌‌‌​​‍‌‌ ‌‍‍ ‌‍‌‌‌ ‍‌​‍‌‌​ ​ ‌​‌​​‍‌‌​ ​ ‌​‌​​‍‌‌​ ​‍​ ​‍‌‍​ ​ ​ ‌‍​ ‌‍‌​​ ‍​​ ‍‌​ ‍​‌‍​‍‌‍‌‌​ ​ ​ ‌‌​ ​ ​‍‌‌​ ​‍​ ​‍​‍‌‌​ ‌‌‌​‌​​‍ ‍‌ ‌​‌‍‌‌‌ ‍​‌ ‌​​ ‌‍​‍‌‍​‌‌ ​ ‌‍‌‌‌‌‌‌‌ ​‍‌‍ ​​ ‌‌‍‍​‌ ‌​‌ ‌​‌ ​​‌ ​ ​‍‌‌​ ​ ‌​​‌​‍‌‌​ ​‍‌​‌‍​‍‌‌​ ​‍‌​‌‍‌‍​ ‌‍ ‌‌ ​ ​‍ ‍‌‍ ‌‌‍​‌‌‍‍‌‌‍ ‍​‍ ‍​ ​‍​ ​​​ ​‍​ ‌​‌ ​‍‌‍‌‌‌‍‌​‌‍‌‌‌ ​ ‌‍‍‌‌‍‌ ‌‍ ‍​‍ ‍‌ ​‍‌‍‍‌‌ ‌‍‌‍‌‌‌ ​‍‌‍‍ ‌‍‌‌‌‍‌‌‌ ​​‌‍‌‌‌ ​‍​‍ ‍‌‍ ‌ ​‍‌‍‌ ​‍‌‍‌‍‍‌‌‍‌​​ ‌‌‍‌‍​ ‌ ​ ​‍​ ‌‍​ ​​​ ‍‌‌‍‌​​ ​‌​‍ ‌​ ‌​​ ‌‌​ ‌​​ ‍‌​‍ ‌​ ‌​​ ‍​​ ‌ ​ ​​​‍ ‌‌‍​‌​ ‌​‌‍‌‍​ ‍‌​‍ ‌​ ​ ​ ‌‌​ ​ ‌‍‌​​ ‌‌‌‍‌‌‌‍​‍​ ​‌​ ‌‌‌‍​ ‌‍‌​​ ‌‍​‍‌‍‌ ‌​‌ ‍‌‌ ​​‌‍‌‌​ ‌‌‍‌‌‌ ‌‍‌‍‌‌‌‍ ‍‌ ‌​​‍‌‍‌ ​​‌‍​‌‌ ‌​‌‍‍​​ ‌‌‍​ ‌‍ ‌‍ ‍‌ ‌​‌‍‌‌‌‍ ‍‌ ‌​​‍‌‌​ ‌‌‌​​‍‌‌ ‌‍‍ ‌‍‌‌‌ ‍‌​‍‌‌​ ​ ‌​‌​​‍‌‌​ ​ ‌​‌​​‍‌‌​ ​‍​ ​‍‌‍‌‍​ ‌‍‌‍‌‍​ ‌‌‌‍‌​‌‍​ ‌‍​‌​ ​‌‌‍​ ‌‍‌‌​ ​‍​ ​ ​‍‌‌​ ​‍​ ​‍​‍‌‌​ ‌‌‌​‌​​‍ ‍‌‍​ ‌‍‍​‌‍‍‌‌‍ ​‌‍‌​‌ ​‍‌‍‌‌‌‍ ‍​‍‌‌​ ‌‌‌​​‍‌‌ ‌‍‍ ‌‍‌‌‌ ‍‌​‍‌‌​ ​ ‌​‌​​‍‌‌​ ​ ‌​‌​​‍‌‌​ ​‍​ ​‍‌‍​ ​ ​ ‌‍​ ‌‍‌​​ ‍​​ ‍‌​ ‍​‌‍​‍‌‍‌‌​ ​ ​ ‌‌​ ​ ​‍‌‌​ ​‍​ ​‍​‍‌‌​ ‌‌‌​‌​​‍ ‍‌ ‌​‌‍‌‌‌ ‍​‌ ‌​​‍‌‍‌ ​​‌‍‌‌‌ ​‍‌ ​ ‌ ​​‌‍‌‌‌‍​ ‌ ‌​‌‍‍‌‌ ‌‍‌‍‌‌​ ‌‌ ​​‌ ‌‌‌‍​‍‌‍ ​‌‍‍‌‌ ​ ‌‍‍​‌‍‌‌‌‍‌​​‍​‍‌ ‌, 289 Mill St,
Poughkeepsie, NY 12601, 11 AM - 10 PM
Newburgh Brewing Company​​​​‌ ‍ ​‍​‍‌‍ ‌ ​‍‌‍‍‌‌‍‌ ‌‍‍‌‌‍ ‍​‍​‍​ ‍‍​‍​‍‌ ​ ‌‍​‌‌‍ ‍‌‍‍‌‌ ‌​‌ ‍‌​‍ ‍‌‍‍‌‌‍ ​‍​‍​‍ ​​‍​‍‌‍‍​‌ ​‍‌‍‌‌‌‍‌‍​‍​‍​ ‍‍​‍​‍‌‍‍​‌ ‌​‌ ‌​‌ ​​‌ ​ ​ ‍‍​‍ ​‍ ‌‍​ ‌‍ ‌‌ ​ ​‍ ‍‌‍ ‌‌‍​‌‌‍‍‌‌‍ ‍​‍ ‍​ ​‍​ ​​​ ​‍​ ‌​‌ ​‍‌‍‌‌‌‍‌​‌‍‌‌‌ ​ ‌‍‍‌‌‍‌ ‌‍ ‍​‍ ‍‌ ​‍‌‍‍‌‌ ‌‍‌‍‌‌‌ ​‍‌‍‍ ‌‍‌‌‌‍‌‌‌ ​​‌‍‌‌‌ ​‍​‍ ‍‌‍ ‌ ​‍‌‍‌ ​‍ ‌‍‍‌‌‍ ‍‌ ‌​‌‍‌‌‌‍ ‍‌ ‌​​‍ ‌‍‌‌‌‍‌​‌‍‍‌‌ ‌​​‍ ‌‍ ‌‌‍ ‌‍‌​‌‍‌‌​ ‌‌ ​​‌ ​‍‌‍‌‌‌ ​ ‌‍‌‌‌‍ ‍‌ ‌​‌‍​‌‌ ‌​‌‍‍‌‌‍ ‌‍ ‍​ ‍ ‌‍‍‌‌‍‌​​ ‌‌‍‌‍​ ‌ ​ ​‍​ ‌‍​ ​​​ ‍‌‌‍‌​​ ​‌​‍ ‌​ ‌​​ ‌‌​ ‌​​ ‍‌​‍ ‌​ ‌​​ ‍​​ ‌ ​ ​​​‍ ‌‌‍​‌​ ‌​‌‍‌‍​ ‍‌​‍ ‌​ ​ ​ ‌‌​ ​ ‌‍‌​​ ‌‌‌‍‌‌‌‍​‍​ ​‌​ ‌‌‌‍​ ‌‍‌​​ ‌‍​ ‍ ‌ ‌​‌ ‍‌‌ ​​‌‍‌‌​ ‌‌‍‌‌‌ ‌‍‌‍‌‌‌‍ ‍‌ ‌​​ ‍ ‌ ​​‌‍​‌‌ ‌​‌‍‍​​ ‌‌‍​ ‌‍ ‌‍ ‍‌ ‌​‌‍‌‌‌‍ ‍‌ ‌​​‍‌‌​ ‌‌‌​​‍‌‌ ‌‍‍ ‌‍‌‌‌ ‍‌​‍‌‌​ ​ ‌​‌​​‍‌‌​ ​ ‌​‌​​‍‌‌​ ​‍​ ​‍‌‍‌‍​ ‌‍‌‍‌‍​ ‌‌‌‍‌​‌‍​ ‌‍​‌​ ​‌‌‍​ ‌‍‌‌​ ​‍​ ​ ​‍‌‌​ ​‍​ ​‍​‍‌‌​ ‌‌‌​‌​​‍ ‍‌‍​ ‌‍‍​‌‍‍‌‌‍ ​‌‍‌​‌ ​‍‌‍‌‌‌‍ ‍​‍‌‌​ ‌‌‌​​‍‌‌ ‌‍‍ ‌‍‌‌‌ ‍‌​‍‌‌​ ​ ‌​‌​​‍‌‌​ ​ ‌​‌​​‍‌‌​ ​‍​ ​‍‌‍​‍​ ‌‍​ ​‌‌‍​‍​ ‍​​ ‌‍​ ​ ‌‍‌‍​ ‌ ​ ‌‌​ ​‌‌‍​‌​‍‌‌​ ​‍​ ​‍​‍‌‌​ ‌‌‌​‌​​‍ ‍‌ ‌​‌‍‌‌‌ ‍​‌ ‌​​ ‌‍​‍‌‍​‌‌ ​ ‌‍‌‌‌‌‌‌‌ ​‍‌‍ ​​ ‌‌‍‍​‌ ‌​‌ ‌​‌ ​​‌ ​ ​‍‌‌​ ​ ‌​​‌​‍‌‌​ ​‍‌​‌‍​‍‌‌​ ​‍‌​‌‍‌‍​ ‌‍ ‌‌ ​ ​‍ ‍‌‍ ‌‌‍​‌‌‍‍‌‌‍ ‍​‍ ‍​ ​‍​ ​​​ ​‍​ ‌​‌ ​‍‌‍‌‌‌‍‌​‌‍‌‌‌ ​ ‌‍‍‌‌‍‌ ‌‍ ‍​‍ ‍‌ ​‍‌‍‍‌‌ ‌‍‌‍‌‌‌ ​‍‌‍‍ ‌‍‌‌‌‍‌‌‌ ​​‌‍‌‌‌ ​‍​‍ ‍‌‍ ‌ ​‍‌‍‌ ​‍‌‍‌‍‍‌‌‍‌​​ ‌‌‍‌‍​ ‌ ​ ​‍​ ‌‍​ ​​​ ‍‌‌‍‌​​ ​‌​‍ ‌​ ‌​​ ‌‌​ ‌​​ ‍‌​‍ ‌​ ‌​​ ‍​​ ‌ ​ ​​​‍ ‌‌‍​‌​ ‌​‌‍‌‍​ ‍‌​‍ ‌​ ​ ​ ‌‌​ ​ ‌‍‌​​ ‌‌‌‍‌‌‌‍​‍​ ​‌​ ‌‌‌‍​ ‌‍‌​​ ‌‍​‍‌‍‌ ‌​‌ ‍‌‌ ​​‌‍‌‌​ ‌‌‍‌‌‌ ‌‍‌‍‌‌‌‍ ‍‌ ‌​​‍‌‍‌ ​​‌‍​‌‌ ‌​‌‍‍​​ ‌‌‍​ ‌‍ ‌‍ ‍‌ ‌​‌‍‌‌‌‍ ‍‌ ‌​​‍‌‌​ ‌‌‌​​‍‌‌ ‌‍‍ ‌‍‌‌‌ ‍‌​‍‌‌​ ​ ‌​‌​​‍‌‌​ ​ ‌​‌​​‍‌‌​ ​‍​ ​‍‌‍‌‍​ ‌‍‌‍‌‍​ ‌‌‌‍‌​‌‍​ ‌‍​‌​ ​‌‌‍​ ‌‍‌‌​ ​‍​ ​ ​‍‌‌​ ​‍​ ​‍​‍‌‌​ ‌‌‌​‌​​‍ ‍‌‍​ ‌‍‍​‌‍‍‌‌‍ ​‌‍‌​‌ ​‍‌‍‌‌‌‍ ‍​‍‌‌​ ‌‌‌​​‍‌‌ ‌‍‍ ‌‍‌‌‌ ‍‌​‍‌‌​ ​ ‌​‌​​‍‌‌​ ​ ‌​‌​​‍‌‌​ ​‍​ ​‍‌‍​‍​ ‌‍​ ​‌‌‍​‍​ ‍​​ ‌‍​ ​ ‌‍‌‍​ ‌ ​ ‌‌​ ​‌‌‍​‌​‍‌‌​ ​‍​ ​‍​‍‌‌​ ‌‌‌​‌​​‍ ‍‌ ‌​‌‍‌‌‌ ‍​‌ ‌​​‍‌‍‌ ​​‌‍‌‌‌ ​‍‌ ​ ‌ ​​‌‍‌‌‌‍​ ‌ ‌​‌‍‍‌‌ ‌‍‌‍‌‌​ ‌‌ ​​‌ ‌‌‌‍​‍‌‍ ​‌‍‍‌‌ ​ ‌‍‍​‌‍‌‌‌‍‌​​‍​‍‌ ‌ , 88 South Colden St,
Newburgh, NY 12550, 12 PM - 11 PM
Other Half Brewing Company​​​​‌ ‍ ​‍​‍‌‍ ‌ ​‍‌‍‍‌‌‍‌ ‌‍‍‌‌‍ ‍​‍​‍​ ‍‍​‍​‍‌ ​ ‌‍​‌‌‍ ‍‌‍‍‌‌ ‌​‌ ‍‌​‍ ‍‌‍‍‌‌‍ ​‍​‍​‍ ​​‍​‍‌‍‍​‌ ​‍‌‍‌‌‌‍‌‍​‍​‍​ ‍‍​‍​‍‌‍‍​‌ ‌​‌ ‌​‌ ​​‌ ​ ​ ‍‍​‍ ​‍ ‌‍​ ‌‍ ‌‌ ​ ​‍ ‍‌‍ ‌‌‍​‌‌‍‍‌‌‍ ‍​‍ ‍​ ​‍​ ​​​ ​‍​ ‌​‌ ​‍‌‍‌‌‌‍‌​‌‍‌‌‌ ​ ‌‍‍‌‌‍‌ ‌‍ ‍​‍ ‍‌ ​‍‌‍‍‌‌ ‌‍‌‍‌‌‌ ​‍‌‍‍ ‌‍‌‌‌‍‌‌‌ ​​‌‍‌‌‌ ​‍​‍ ‍‌‍ ‌ ​‍‌‍‌ ​‍ ‌‍‍‌‌‍ ‍‌ ‌​‌‍‌‌‌‍ ‍‌ ‌​​‍ ‌‍‌‌‌‍‌​‌‍‍‌‌ ‌​​‍ ‌‍ ‌‌‍ ‌‍‌​‌‍‌‌​ ‌‌ ​​‌ ​‍‌‍‌‌‌ ​ ‌‍‌‌‌‍ ‍‌ ‌​‌‍​‌‌ ‌​‌‍‍‌‌‍ ‌‍ ‍​ ‍ ‌‍‍‌‌‍‌​​ ‌‌‍‌‍​ ‌ ​ ​‍​ ‌‍​ ​​​ ‍‌‌‍‌​​ ​‌​‍ ‌​ ‌​​ ‌‌​ ‌​​ ‍‌​‍ ‌​ ‌​​ ‍​​ ‌ ​ ​​​‍ ‌‌‍​‌​ ‌​‌‍‌‍​ ‍‌​‍ ‌​ ​ ​ ‌‌​ ​ ‌‍‌​​ ‌‌‌‍‌‌‌‍​‍​ ​‌​ ‌‌‌‍​ ‌‍‌​​ ‌‍​ ‍ ‌ ‌​‌ ‍‌‌ ​​‌‍‌‌​ ‌‌‍‌‌‌ ‌‍‌‍‌‌‌‍ ‍‌ ‌​​ ‍ ‌ ​​‌‍​‌‌ ‌​‌‍‍​​ ‌‌‍​ ‌‍ ‌‍ ‍‌ ‌​‌‍‌‌‌‍ ‍‌ ‌​​‍‌‌​ ‌‌‌​​‍‌‌ ‌‍‍ ‌‍‌‌‌ ‍‌​‍‌‌​ ​ ‌​‌​​‍‌‌​ ​ ‌​‌​​‍‌‌​ ​‍​ ​‍‌‍‌‍​ ‌‍‌‍‌‍​ ‌‌‌‍‌​‌‍​ ‌‍​‌​ ​‌‌‍​ ‌‍‌‌​ ​‍​ ​ ​‍‌‌​ ​‍​ ​‍​‍‌‌​ ‌‌‌​‌​​‍ ‍‌‍​ ‌‍‍​‌‍‍‌‌‍ ​‌‍‌​‌ ​‍‌‍‌‌‌‍ ‍​‍‌‌​ ‌‌‌​​‍‌‌ ‌‍‍ ‌‍‌‌‌ ‍‌​‍‌‌​ ​ ‌​‌​​‍‌‌​ ​ ‌​‌​​‍‌‌​ ​‍​ ​‍‌‍‌‍​ ​​​ ‌​​ ‌​‌‍​‌​ ​ ​ ​‌‌‍‌‌​ ‍​​ ‌‌‌‍‌‍​ ‍​​‍‌‌​ ​‍​ ​‍​‍‌‌​ ‌‌‌​‌​​‍ ‍‌ ‌​‌‍‌‌‌ ‍​‌ ‌​​ ‌‍​‍‌‍​‌‌ ​ ‌‍‌‌‌‌‌‌‌ ​‍‌‍ ​​ ‌‌‍‍​‌ ‌​‌ ‌​‌ ​​‌ ​ ​‍‌‌​ ​ ‌​​‌​‍‌‌​ ​‍‌​‌‍​‍‌‌​ ​‍‌​‌‍‌‍​ ‌‍ ‌‌ ​ ​‍ ‍‌‍ ‌‌‍​‌‌‍‍‌‌‍ ‍​‍ ‍​ ​‍​ ​​​ ​‍​ ‌​‌ ​‍‌‍‌‌‌‍‌​‌‍‌‌‌ ​ ‌‍‍‌‌‍‌ ‌‍ ‍​‍ ‍‌ ​‍‌‍‍‌‌ ‌‍‌‍‌‌‌ ​‍‌‍‍ ‌‍‌‌‌‍‌‌‌ ​​‌‍‌‌‌ ​‍​‍ ‍‌‍ ‌ ​‍‌‍‌ ​‍‌‍‌‍‍‌‌‍‌​​ ‌‌‍‌‍​ ‌ ​ ​‍​ ‌‍​ ​​​ ‍‌‌‍‌​​ ​‌​‍ ‌​ ‌​​ ‌‌​ ‌​​ ‍‌​‍ ‌​ ‌​​ ‍​​ ‌ ​ ​​​‍ ‌‌‍​‌​ ‌​‌‍‌‍​ ‍‌​‍ ‌​ ​ ​ ‌‌​ ​ ‌‍‌​​ ‌‌‌‍‌‌‌‍​‍​ ​‌​ ‌‌‌‍​ ‌‍‌​​ ‌‍​‍‌‍‌ ‌​‌ ‍‌‌ ​​‌‍‌‌​ ‌‌‍‌‌‌ ‌‍‌‍‌‌‌‍ ‍‌ ‌​​‍‌‍‌ ​​‌‍​‌‌ ‌​‌‍‍​​ ‌‌‍​ ‌‍ ‌‍ ‍‌ ‌​‌‍‌‌‌‍ ‍‌ ‌​​‍‌‌​ ‌‌‌​​‍‌‌ ‌‍‍ ‌‍‌‌‌ ‍‌​‍‌‌​ ​ ‌​‌​​‍‌‌​ ​ ‌​‌​​‍‌‌​ ​‍​ ​‍‌‍‌‍​ ‌‍‌‍‌‍​ ‌‌‌‍‌​‌‍​ ‌‍​‌​ ​‌‌‍​ ‌‍‌‌​ ​‍​ ​ ​‍‌‌​ ​‍​ ​‍​‍‌‌​ ‌‌‌​‌​​‍ ‍‌‍​ ‌‍‍​‌‍‍‌‌‍ ​‌‍‌​‌ ​‍‌‍‌‌‌‍ ‍​‍‌‌​ ‌‌‌​​‍‌‌ ‌‍‍ ‌‍‌‌‌ ‍‌​‍‌‌​ ​ ‌​‌​​‍‌‌​ ​ ‌​‌​​‍‌‌​ ​‍​ ​‍‌‍‌‍​ ​​​ ‌​​ ‌​‌‍​‌​ ​ ​ ​‌‌‍‌‌​ ‍​​ ‌‌‌‍‌‍​ ‍​​‍‌‌​ ​‍​ ​‍​‍‌‌​ ‌‌‌​‌​​‍ ‍‌ ‌​‌‍‌‌‌ ‍​‌ ‌​​‍‌‍‌ ​​‌‍‌‌‌ ​‍‌ ​ ‌ ​​‌‍‌‌‌‍​ ‌ ‌​‌‍‍‌‌ ‌‍‌‍‌‌​ ‌‌ ​​‌ ‌‌‌‍​‍‌‍ ​‌‍‍‌‌ ​ ‌‍‍​‌‍‌‌‌‍‌​​‍​‍‌ ‌, 195 Centre St,
Brooklyn, NY 11231, 10 AM - 12 AM
P&G’s​​​​‌ ‍ ​‍​‍‌‍ ‌ ​‍‌‍‍‌‌‍‌ ‌‍‍‌‌‍ ‍​‍​‍​ ‍‍​‍​‍‌ ​ ‌‍​‌‌‍ ‍‌‍‍‌‌ ‌​‌ ‍‌​‍ ‍‌‍‍‌‌‍ ​‍​‍​‍ ​​‍​‍‌‍‍​‌ ​‍‌‍‌‌‌‍‌‍​‍​‍​ ‍‍​‍​‍‌‍‍​‌ ‌​‌ ‌​‌ ​​‌ ​ ​ ‍‍​‍ ​‍ ‌‍​ ‌‍ ‌‌ ​ ​‍ ‍‌‍ ‌‌‍​‌‌‍‍‌‌‍ ‍​‍ ‍​ ​‍​ ​​​ ​‍​ ‌​‌ ​‍‌‍‌‌‌‍‌​‌‍‌‌‌ ​ ‌‍‍‌‌‍‌ ‌‍ ‍​‍ ‍‌ ​‍‌‍‍‌‌ ‌‍‌‍‌‌‌ ​‍‌‍‍ ‌‍‌‌‌‍‌‌‌ ​​‌‍‌‌‌ ​‍​‍ ‍‌‍ ‌ ​‍‌‍‌ ​‍ ‌‍‍‌‌‍ ‍‌ ‌​‌‍‌‌‌‍ ‍‌ ‌​​‍ ‌‍‌‌‌‍‌​‌‍‍‌‌ ‌​​‍ ‌‍ ‌‌‍ ‌‍‌​‌‍‌‌​ ‌‌ ​​‌ ​‍‌‍‌‌‌ ​ ‌‍‌‌‌‍ ‍‌ ‌​‌‍​‌‌ ‌​‌‍‍‌‌‍ ‌‍ ‍​ ‍ ‌‍‍‌‌‍‌​​ ‌‌‍‌‍​ ‌ ​ ​‍​ ‌‍​ ​​​ ‍‌‌‍‌​​ ​‌​‍ ‌​ ‌​​ ‌‌​ ‌​​ ‍‌​‍ ‌​ ‌​​ ‍​​ ‌ ​ ​​​‍ ‌‌‍​‌​ ‌​‌‍‌‍​ ‍‌​‍ ‌​ ​ ​ ‌‌​ ​ ‌‍‌​​ ‌‌‌‍‌‌‌‍​‍​ ​‌​ ‌‌‌‍​ ‌‍‌​​ ‌‍​ ‍ ‌ ‌​‌ ‍‌‌ ​​‌‍‌‌​ ‌‌‍‌‌‌ ‌‍‌‍‌‌‌‍ ‍‌ ‌​​ ‍ ‌ ​​‌‍​‌‌ ‌​‌‍‍​​ ‌‌‍​ ‌‍ ‌‍ ‍‌ ‌​‌‍‌‌‌‍ ‍‌ ‌​​‍‌‌​ ‌‌‌​​‍‌‌ ‌‍‍ ‌‍‌‌‌ ‍‌​‍‌‌​ ​ ‌​‌​​‍‌‌​ ​ ‌​‌​​‍‌‌​ ​‍​ ​‍‌‍‌‍​ ‌‍‌‍‌‍​ ‌‌‌‍‌​‌‍​ ‌‍​‌​ ​‌‌‍​ ‌‍‌‌​ ​‍​ ​ ​‍‌‌​ ​‍​ ​‍​‍‌‌​ ‌‌‌​‌​​‍ ‍‌‍​ ‌‍‍​‌‍‍‌‌‍ ​‌‍‌​‌ ​‍‌‍‌‌‌‍ ‍​‍‌‌​ ‌‌‌​​‍‌‌ ‌‍‍ ‌‍‌‌‌ ‍‌​‍‌‌​ ​ ‌​‌​​‍‌‌​ ​ ‌​‌​​‍‌‌​ ​‍​ ​‍​ ‌​​ ​‍‌‍​‌​ ​‌​ ​‍‌‍​‌‌‍​ ‌‍‌‌​ ​​‌‍​‍​ ​​‌‍​‍​‍‌‌​ ​‍​ ​‍​‍‌‌​ ‌‌‌​‌​​‍ ‍‌ ‌​‌‍‌‌‌ ‍​‌ ‌​​ ‌‍​‍‌‍​‌‌ ​ ‌‍‌‌‌‌‌‌‌ ​‍‌‍ ​​ ‌‌‍‍​‌ ‌​‌ ‌​‌ ​​‌ ​ ​‍‌‌​ ​ ‌​​‌​‍‌‌​ ​‍‌​‌‍​‍‌‌​ ​‍‌​‌‍‌‍​ ‌‍ ‌‌ ​ ​‍ ‍‌‍ ‌‌‍​‌‌‍‍‌‌‍ ‍​‍ ‍​ ​‍​ ​​​ ​‍​ ‌​‌ ​‍‌‍‌‌‌‍‌​‌‍‌‌‌ ​ ‌‍‍‌‌‍‌ ‌‍ ‍​‍ ‍‌ ​‍‌‍‍‌‌ ‌‍‌‍‌‌‌ ​‍‌‍‍ ‌‍‌‌‌‍‌‌‌ ​​‌‍‌‌‌ ​‍​‍ ‍‌‍ ‌ ​‍‌‍‌ ​‍‌‍‌‍‍‌‌‍‌​​ ‌‌‍‌‍​ ‌ ​ ​‍​ ‌‍​ ​​​ ‍‌‌‍‌​​ ​‌​‍ ‌​ ‌​​ ‌‌​ ‌​​ ‍‌​‍ ‌​ ‌​​ ‍​​ ‌ ​ ​​​‍ ‌‌‍​‌​ ‌​‌‍‌‍​ ‍‌​‍ ‌​ ​ ​ ‌‌​ ​ ‌‍‌​​ ‌‌‌‍‌‌‌‍​‍​ ​‌​ ‌‌‌‍​ ‌‍‌​​ ‌‍​‍‌‍‌ ‌​‌ ‍‌‌ ​​‌‍‌‌​ ‌‌‍‌‌‌ ‌‍‌‍‌‌‌‍ ‍‌ ‌​​‍‌‍‌ ​​‌‍​‌‌ ‌​‌‍‍​​ ‌‌‍​ ‌‍ ‌‍ ‍‌ ‌​‌‍‌‌‌‍ ‍‌ ‌​​‍‌‌​ ‌‌‌​​‍‌‌ ‌‍‍ ‌‍‌‌‌ ‍‌​‍‌‌​ ​ ‌​‌​​‍‌‌​ ​ ‌​‌​​‍‌‌​ ​‍​ ​‍‌‍‌‍​ ‌‍‌‍‌‍​ ‌‌‌‍‌​‌‍​ ‌‍​‌​ ​‌‌‍​ ‌‍‌‌​ ​‍​ ​ ​‍‌‌​ ​‍​ ​‍​‍‌‌​ ‌‌‌​‌​​‍ ‍‌‍​ ‌‍‍​‌‍‍‌‌‍ ​‌‍‌​‌ ​‍‌‍‌‌‌‍ ‍​‍‌‌​ ‌‌‌​​‍‌‌ ‌‍‍ ‌‍‌‌‌ ‍‌​‍‌‌​ ​ ‌​‌​​‍‌‌​ ​ ‌​‌​​‍‌‌​ ​‍​ ​‍​ ‌​​ ​‍‌‍​‌​ ​‌​ ​‍‌‍​‌‌‍​ ‌‍‌‌​ ​​‌‍​‍​ ​​‌‍​‍​‍‌‌​ ​‍​ ​‍​‍‌‌​ ‌‌‌​‌​​‍ ‍‌ ‌​‌‍‌‌‌ ‍​‌ ‌​​‍‌‍‌ ​​‌‍‌‌‌ ​‍‌ ​ ‌ ​​‌‍‌‌‌‍​ ‌ ‌​‌‍‍‌‌ ‌‍‌‍‌‌​ ‌‌ ​​‌ ‌‌‌‍​‍‌‍ ​‌‍‍‌‌ ​ ‌‍‍​‌‍‌‌‌‍‌​​‍​‍‌ ‌, 91 Main St, New Paltz, NY 12561, 11 AM - 9 PM
The Peekskill Coffee House​​​​‌ ‍ ​‍​‍‌‍ ‌ ​‍‌‍‍‌‌‍‌ ‌‍‍‌‌‍ ‍​‍​‍​ ‍‍​‍​‍‌ ​ ‌‍​‌‌‍ ‍‌‍‍‌‌ ‌​‌ ‍‌​‍ ‍‌‍‍‌‌‍ ​‍​‍​‍ ​​‍​‍‌‍‍​‌ ​‍‌‍‌‌‌‍‌‍​‍​‍​ ‍‍​‍​‍‌‍‍​‌ ‌​‌ ‌​‌ ​​‌ ​ ​ ‍‍​‍ ​‍ ‌‍​ ‌‍ ‌‌ ​ ​‍ ‍‌‍ ‌‌‍​‌‌‍‍‌‌‍ ‍​‍ ‍​ ​‍​ ​​​ ​‍​ ‌​‌ ​‍‌‍‌‌‌‍‌​‌‍‌‌‌ ​ ‌‍‍‌‌‍‌ ‌‍ ‍​‍ ‍‌ ​‍‌‍‍‌‌ ‌‍‌‍‌‌‌ ​‍‌‍‍ ‌‍‌‌‌‍‌‌‌ ​​‌‍‌‌‌ ​‍​‍ ‍‌‍ ‌ ​‍‌‍‌ ​‍ ‌‍‍‌‌‍ ‍‌ ‌​‌‍‌‌‌‍ ‍‌ ‌​​‍ ‌‍‌‌‌‍‌​‌‍‍‌‌ ‌​​‍ ‌‍ ‌‌‍ ‌‍‌​‌‍‌‌​ ‌‌ ​​‌ ​‍‌‍‌‌‌ ​ ‌‍‌‌‌‍ ‍‌ ‌​‌‍​‌‌ ‌​‌‍‍‌‌‍ ‌‍ ‍​ ‍ ‌‍‍‌‌‍‌​​ ‌‌‍‌‍​ ‌ ​ ​‍​ ‌‍​ ​​​ ‍‌‌‍‌​​ ​‌​‍ ‌​ ‌​​ ‌‌​ ‌​​ ‍‌​‍ ‌​ ‌​​ ‍​​ ‌ ​ ​​​‍ ‌‌‍​‌​ ‌​‌‍‌‍​ ‍‌​‍ ‌​ ​ ​ ‌‌​ ​ ‌‍‌​​ ‌‌‌‍‌‌‌‍​‍​ ​‌​ ‌‌‌‍​ ‌‍‌​​ ‌‍​ ‍ ‌ ‌​‌ ‍‌‌ ​​‌‍‌‌​ ‌‌‍‌‌‌ ‌‍‌‍‌‌‌‍ ‍‌ ‌​​ ‍ ‌ ​​‌‍​‌‌ ‌​‌‍‍​​ ‌‌‍​ ‌‍ ‌‍ ‍‌ ‌​‌‍‌‌‌‍ ‍‌ ‌​​‍‌‌​ ‌‌‌​​‍‌‌ ‌‍‍ ‌‍‌‌‌ ‍‌​‍‌‌​ ​ ‌​‌​​‍‌‌​ ​ ‌​‌​​‍‌‌​ ​‍​ ​‍‌‍‌‍​ ‌‍‌‍‌‍​ ‌‌‌‍‌​‌‍​ ‌‍​‌​ ​‌‌‍​ ‌‍‌‌​ ​‍​ ​ ​‍‌‌​ ​‍​ ​‍​‍‌‌​ ‌‌‌​‌​​‍ ‍‌‍​ ‌‍‍​‌‍‍‌‌‍ ​‌‍‌​‌ ​‍‌‍‌‌‌‍ ‍​‍‌‌​ ‌‌‌​​‍‌‌ ‌‍‍ ‌‍‌‌‌ ‍‌​‍‌‌​ ​ ‌​‌​​‍‌‌​ ​ ‌​‌​​‍‌‌​ ​‍​ ​‍‌‍‌‌​ ​‌​ ‌‌​ ‌‌‌‍‌​​ ​​​ ‌ ​ ‌‌​ ​​​ ‌‌​ ​‍​ ​‍​‍‌‌​ ​‍​ ​‍​‍‌‌​ ‌‌‌​‌​​‍ ‍‌ ‌​‌‍‌‌‌ ‍​‌ ‌​​ ‌‍​‍‌‍​‌‌ ​ ‌‍‌‌‌‌‌‌‌ ​‍‌‍ ​​ ‌‌‍‍​‌ ‌​‌ ‌​‌ ​​‌ ​ ​‍‌‌​ ​ ‌​​‌​‍‌‌​ ​‍‌​‌‍​‍‌‌​ ​‍‌​‌‍‌‍​ ‌‍ ‌‌ ​ ​‍ ‍‌‍ ‌‌‍​‌‌‍‍‌‌‍ ‍​‍ ‍​ ​‍​ ​​​ ​‍​ ‌​‌ ​‍‌‍‌‌‌‍‌​‌‍‌‌‌ ​ ‌‍‍‌‌‍‌ ‌‍ ‍​‍ ‍‌ ​‍‌‍‍‌‌ ‌‍‌‍‌‌‌ ​‍‌‍‍ ‌‍‌‌‌‍‌‌‌ ​​‌‍‌‌‌ ​‍​‍ ‍‌‍ ‌ ​‍‌‍‌ ​‍‌‍‌‍‍‌‌‍‌​​ ‌‌‍‌‍​ ‌ ​ ​‍​ ‌‍​ ​​​ ‍‌‌‍‌​​ ​‌​‍ ‌​ ‌​​ ‌‌​ ‌​​ ‍‌​‍ ‌​ ‌​​ ‍​​ ‌ ​ ​​​‍ ‌‌‍​‌​ ‌​‌‍‌‍​ ‍‌​‍ ‌​ ​ ​ ‌‌​ ​ ‌‍‌​​ ‌‌‌‍‌‌‌‍​‍​ ​‌​ ‌‌‌‍​ ‌‍‌​​ ‌‍​‍‌‍‌ ‌​‌ ‍‌‌ ​​‌‍‌‌​ ‌‌‍‌‌‌ ‌‍‌‍‌‌‌‍ ‍‌ ‌​​‍‌‍‌ ​​‌‍​‌‌ ‌​‌‍‍​​ ‌‌‍​ ‌‍ ‌‍ ‍‌ ‌​‌‍‌‌‌‍ ‍‌ ‌​​‍‌‌​ ‌‌‌​​‍‌‌ ‌‍‍ ‌‍‌‌‌ ‍‌​‍‌‌​ ​ ‌​‌​​‍‌‌​ ​ ‌​‌​​‍‌‌​ ​‍​ ​‍‌‍‌‍​ ‌‍‌‍‌‍​ ‌‌‌‍‌​‌‍​ ‌‍​‌​ ​‌‌‍​ ‌‍‌‌​ ​‍​ ​ ​‍‌‌​ ​‍​ ​‍​‍‌‌​ ‌‌‌​‌​​‍ ‍‌‍​ ‌‍‍​‌‍‍‌‌‍ ​‌‍‌​‌ ​‍‌‍‌‌‌‍ ‍​‍‌‌​ ‌‌‌​​‍‌‌ ‌‍‍ ‌‍‌‌‌ ‍‌​‍‌‌​ ​ ‌​‌​​‍‌‌​ ​ ‌​‌​​‍‌‌​ ​‍​ ​‍‌‍‌‌​ ​‌​ ‌‌​ ‌‌‌‍‌​​ ​​​ ‌ ​ ‌‌​ ​​​ ‌‌​ ​‍​ ​‍​‍‌‌​ ​‍​ ​‍​‍‌‌​ ‌‌‌​‌​​‍ ‍‌ ‌​‌‍‌‌‌ ‍​‌ ‌​​‍‌‍‌ ​​‌‍‌‌‌ ​‍‌ ​ ‌ ​​‌‍‌‌‌‍​ ‌ ‌​‌‍‍‌‌ ‌‍‌‍‌‌​ ‌‌ ​​‌ ‌‌‌‍​‍‌‍ ​‌‍‍‌‌ ​ ‌‍‍​‌‍‌‌‌‍‌​​‍​‍‌ ‌, 101 S Division St,
Peekskill, NY 10566, 7 AM - 6 PM
Plan Bee Farm Brewery​​​​‌ ‍ ​‍​‍‌‍ ‌ ​‍‌‍‍‌‌‍‌ ‌‍‍‌‌‍ ‍​‍​‍​ ‍‍​‍​‍‌ ​ ‌‍​‌‌‍ ‍‌‍‍‌‌ ‌​‌ ‍‌​‍ ‍‌‍‍‌‌‍ ​‍​‍​‍ ​​‍​‍‌‍‍​‌ ​‍‌‍‌‌‌‍‌‍​‍​‍​ ‍‍​‍​‍‌‍‍​‌ ‌​‌ ‌​‌ ​​‌ ​ ​ ‍‍​‍ ​‍ ‌‍​ ‌‍ ‌‌ ​ ​‍ ‍‌‍ ‌‌‍​‌‌‍‍‌‌‍ ‍​‍ ‍​ ​‍​ ​​​ ​‍​ ‌​‌ ​‍‌‍‌‌‌‍‌​‌‍‌‌‌ ​ ‌‍‍‌‌‍‌ ‌‍ ‍​‍ ‍‌ ​‍‌‍‍‌‌ ‌‍‌‍‌‌‌ ​‍‌‍‍ ‌‍‌‌‌‍‌‌‌ ​​‌‍‌‌‌ ​‍​‍ ‍‌‍ ‌ ​‍‌‍‌ ​‍ ‌‍‍‌‌‍ ‍‌ ‌​‌‍‌‌‌‍ ‍‌ ‌​​‍ ‌‍‌‌‌‍‌​‌‍‍‌‌ ‌​​‍ ‌‍ ‌‌‍ ‌‍‌​‌‍‌‌​ ‌‌ ​​‌ ​‍‌‍‌‌‌ ​ ‌‍‌‌‌‍ ‍‌ ‌​‌‍​‌‌ ‌​‌‍‍‌‌‍ ‌‍ ‍​ ‍ ‌‍‍‌‌‍‌​​ ‌‌‍‌‍​ ‌ ​ ​‍​ ‌‍​ ​​​ ‍‌‌‍‌​​ ​‌​‍ ‌​ ‌​​ ‌‌​ ‌​​ ‍‌​‍ ‌​ ‌​​ ‍​​ ‌ ​ ​​​‍ ‌‌‍​‌​ ‌​‌‍‌‍​ ‍‌​‍ ‌​ ​ ​ ‌‌​ ​ ‌‍‌​​ ‌‌‌‍‌‌‌‍​‍​ ​‌​ ‌‌‌‍​ ‌‍‌​​ ‌‍​ ‍ ‌ ‌​‌ ‍‌‌ ​​‌‍‌‌​ ‌‌‍‌‌‌ ‌‍‌‍‌‌‌‍ ‍‌ ‌​​ ‍ ‌ ​​‌‍​‌‌ ‌​‌‍‍​​ ‌‌‍​ ‌‍ ‌‍ ‍‌ ‌​‌‍‌‌‌‍ ‍‌ ‌​​‍‌‌​ ‌‌‌​​‍‌‌ ‌‍‍ ‌‍‌‌‌ ‍‌​‍‌‌​ ​ ‌​‌​​‍‌‌​ ​ ‌​‌​​‍‌‌​ ​‍​ ​‍‌‍‌‍​ ‌‍‌‍‌‍​ ‌‌‌‍‌​‌‍​ ‌‍​‌​ ​‌‌‍​ ‌‍‌‌​ ​‍​ ​ ​‍‌‌​ ​‍​ ​‍​‍‌‌​ ‌‌‌​‌​​‍ ‍‌‍​ ‌‍‍​‌‍‍‌‌‍ ​‌‍‌​‌ ​‍‌‍‌‌‌‍ ‍​‍‌‌​ ‌‌‌​​‍‌‌ ‌‍‍ ‌‍‌‌‌ ‍‌​‍‌‌​ ​ ‌​‌​​‍‌‌​ ​ ‌​‌​​‍‌‌​ ​‍​ ​‍​ ‌ ​ ‍​​ ​‌‌‍‌​​ ​‌​ ​‍‌‍​‌​ ​ ​ ‌​​ ‌​​ ‌‍‌‍​‌​‍‌‌​ ​‍​ ​‍​‍‌‌​ ‌‌‌​‌​​‍ ‍‌ ‌​‌‍‌‌‌ ‍​‌ ‌​​ ‌‍​‍‌‍​‌‌ ​ ‌‍‌‌‌‌‌‌‌ ​‍‌‍ ​​ ‌‌‍‍​‌ ‌​‌ ‌​‌ ​​‌ ​ ​‍‌‌​ ​ ‌​​‌​‍‌‌​ ​‍‌​‌‍​‍‌‌​ ​‍‌​‌‍‌‍​ ‌‍ ‌‌ ​ ​‍ ‍‌‍ ‌‌‍​‌‌‍‍‌‌‍ ‍​‍ ‍​ ​‍​ ​​​ ​‍​ ‌​‌ ​‍‌‍‌‌‌‍‌​‌‍‌‌‌ ​ ‌‍‍‌‌‍‌ ‌‍ ‍​‍ ‍‌ ​‍‌‍‍‌‌ ‌‍‌‍‌‌‌ ​‍‌‍‍ ‌‍‌‌‌‍‌‌‌ ​​‌‍‌‌‌ ​‍​‍ ‍‌‍ ‌ ​‍‌‍‌ ​‍‌‍‌‍‍‌‌‍‌​​ ‌‌‍‌‍​ ‌ ​ ​‍​ ‌‍​ ​​​ ‍‌‌‍‌​​ ​‌​‍ ‌​ ‌​​ ‌‌​ ‌​​ ‍‌​‍ ‌​ ‌​​ ‍​​ ‌ ​ ​​​‍ ‌‌‍​‌​ ‌​‌‍‌‍​ ‍‌​‍ ‌​ ​ ​ ‌‌​ ​ ‌‍‌​​ ‌‌‌‍‌‌‌‍​‍​ ​‌​ ‌‌‌‍​ ‌‍‌​​ ‌‍​‍‌‍‌ ‌​‌ ‍‌‌ ​​‌‍‌‌​ ‌‌‍‌‌‌ ‌‍‌‍‌‌‌‍ ‍‌ ‌​​‍‌‍‌ ​​‌‍​‌‌ ‌​‌‍‍​​ ‌‌‍​ ‌‍ ‌‍ ‍‌ ‌​‌‍‌‌‌‍ ‍‌ ‌​​‍‌‌​ ‌‌‌​​‍‌‌ ‌‍‍ ‌‍‌‌‌ ‍‌​‍‌‌​ ​ ‌​‌​​‍‌‌​ ​ ‌​‌​​‍‌‌​ ​‍​ ​‍‌‍‌‍​ ‌‍‌‍‌‍​ ‌‌‌‍‌​‌‍​ ‌‍​‌​ ​‌‌‍​ ‌‍‌‌​ ​‍​ ​ ​‍‌‌​ ​‍​ ​‍​‍‌‌​ ‌‌‌​‌​​‍ ‍‌‍​ ‌‍‍​‌‍‍‌‌‍ ​‌‍‌​‌ ​‍‌‍‌‌‌‍ ‍​‍‌‌​ ‌‌‌​​‍‌‌ ‌‍‍ ‌‍‌‌‌ ‍‌​‍‌‌​ ​ ‌​‌​​‍‌‌​ ​ ‌​‌​​‍‌‌​ ​‍​ ​‍​ ‌ ​ ‍​​ ​‌‌‍‌​​ ​‌​ ​‍‌‍​‌​ ​ ​ ‌​​ ‌​​ ‌‍‌‍​‌​‍‌‌​ ​‍​ ​‍​‍‌‌​ ‌‌‌​‌​​‍ ‍‌ ‌​‌‍‌‌‌ ‍​‌ ‌​​‍‌‍‌ ​​‌‍‌‌‌ ​‍‌ ​ ‌ ​​‌‍‌‌‌‍​ ‌ ‌​‌‍‍‌‌ ‌‍‌‍‌‌​ ‌‌ ​​‌ ‌‌‌‍​‍‌‍ ​‌‍‍‌‌ ​ ‌‍‍​‌‍‌‌‌‍‌​​‍​‍‌ ‌, 115 Underhill Rd,